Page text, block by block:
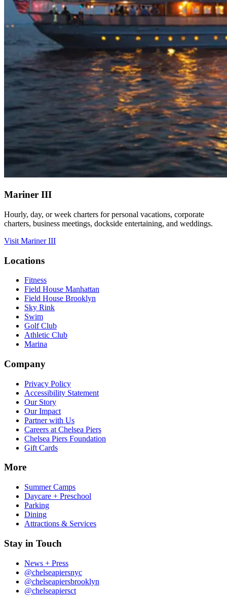
Mariner III​​​​‌ ‍ ​‍​‍‌‍ ‌ ​‍‌‍‍‌‌‍‌ ‌‍‍‌‌‍ ‍​‍​‍​ ‍‍​‍​‍‌ ​ ‌‍​‌‌‍ ‍‌‍‍‌‌ ‌​‌ ‍‌​‍ ‍‌‍‍‌‌‍ ​‍​‍​‍ ​​‍​‍‌‍‍​‌ ​‍‌‍‌‌‌‍‌‍​‍​‍​ ‍‍​‍​‍‌‍‍​‌ ‌​‌ ‌​‌ ​​‌ ​ ​ ‍‍​‍ ​‍ ‌‍​ ‌‍‍​‌‍‌‌‌‍ ​‌ ​ ‌‍‌‌‌‍​‌‌ ​​‌‍‍‌‌‍‌‌‌ ​‍‌ ​ ​‍ ‍‌ ​ ‌‍​‌‌‍ ‍‌‍‍‌‌ ‌​‌ ‍‌​‍ ‍‌ ​ ‌ ‌​‌ ‌‌‌‍‌​‌‍‍‌‌‍ ​‍ ‌‍‍‌‌‍ ‍‌ ‌​‌‍‌‌‌‍ ‍‌ ‌​​‍ ‌‍‌‌‌‍‌​‌‍‍‌‌ ‌​​‍ ‌‍ ‌‌‍ ‌‍‌​‌‍‌‌​ ‌‌ ​​‌ ​‍‌‍‌‌‌ ​ ‌‍‌‌‌‍ ‍‌ ‌​‌‍​‌‌ ‌​‌‍‍‌‌‍ ‌‍ ‍​ ‍ ‌‍‍‌‌‍‌​​ ‌​ ​‍​ ‌‌‌‍​ ‌‍‌‌​ ‌​‌‍​‍‌‍​‍‌‍​‌​‍ ‌​ ‌​​ ​​‌‍​‍​ ‌‍​‍ ‌​ ‌​‌‍‌‍‌‍​‌​ ‍​​‍ ‌‌‍​‌‌‍​‌‌‍‌‌​ ‍‌​‍ ‌​ ‌​​ ‌‌​ ‌ ​ ‌‌​ ‍‌​ ‌‌​ ‍‌‌‍​ ‌‍​‍​ ‌ ‌‍‌​​ ​ ​ ‍ ‌ ‌​‌ ‍‌‌ ​​‌‍‌‌​ ‌‌ ​​‌‍​‌‌‍‌ ‌‍‌‌​ ‍ ‌ ​​‌‍​‌‌ ‌​‌‍‍​​ ‌‌ ​​‌‍​‌‌‍‌ ‌‍‌‌‌​​‍‌ ‌‌‌‍‍‌‌‍ ​‌‍‌​‌‍‌‌‌ ​‍​‍‌‌​ ‌‌‌​​‍‌‌ ‌‍‍ ‌‍‌‌‌ ‍‌​‍‌‌​ ​ ‌​‌​​‍‌‌​ ​ ‌​‌​​‍‌‌​ ​‍​ ​‍​ ‍​​ ​ ‌‍​‍‌‍​‌​ ‍​​ ​ ‌‍‌​​ ‌ ​ ‍​​ ‍​​ ‍​‌‍​‍​‍‌‌​ ​‍​ ​‍​‍‌‌​ ‌‌‌​‌​​‍ ‍‌‍​ ‌‍​‌‌ ​‍‌‍ ‌ ‌‌‌ ​ ‌‍‌‌‌‍ ​‌​‍‌‌ ‌​‌‍‌‌‌‍ ‌‌ ​ ​‍‌‌​ ‌‌‌​​‍‌‌ ‌‍‍ ‌‍‌‌‌ ‍‌​‍‌‌​ ​ ‌​‌​​‍‌‌​ ​ ‌​‌​​‍‌‌​ ​‍​ ​‍‌‍​ ​ ‍‌‌‍‌​​ ‌ ‌‍‌‌​ ​‍​ ​​‌‍​‍​ ‌‍​ ‍​​ ‌​‌‍‌‍​ ​ ​ ‌‌​ ‍‌​ ​‌​ ‌ ​ ​‌​ ​‍‌‍‌‌​ ‌‍‌‍‌‌‌‍​‍​ ‌‍​ ‍‌‌‍​‍​ ‌​‌‍‌​‌‍​ ​ ‍​​ ‌‍​ ‍​​‍‌‌​ ​‍​ ​‍​‍‌‌​ ‌‌‌​‌​​‍ ‍‌‍​ ‌‍​‌‌ ​‍‌‍‌​‌‌‌​‌‍‍‌‌ ‌​‌‍ ​‌‍‌‌​ ‌‍​‍‌‍​‌‌ ​ ‌‍‌‌‌‌‌‌‌ ​‍‌‍ ​​ ‌‌‍‍​‌ ‌​‌ ‌​‌ ​​‌ ​ ​‍‌‌​ ​ ‌​​‌​‍‌‌​ ​‍‌​‌‍​‍‌‌​ ​‍‌​‌‍‌‍​ ‌‍‍​‌‍‌‌‌‍ ​‌ ​ ‌‍‌‌‌‍​‌‌ ​​‌‍‍‌‌‍‌‌‌ ​‍‌ ​ ​‍ ‍‌ ​ ‌‍​‌‌‍ ‍‌‍‍‌‌ ‌​‌ ‍‌​‍ ‍‌ ​ ‌ ‌​‌ ‌‌‌‍‌​‌‍‍‌‌‍ ​‍‌‍‌‍‍‌‌‍‌​​ ‌​ ​‍​ ‌‌‌‍​ ‌‍‌‌​ ‌​‌‍​‍‌‍​‍‌‍​‌​‍ ‌​ ‌​​ ​​‌‍​‍​ ‌‍​‍ ‌​ ‌​‌‍‌‍‌‍​‌​ ‍​​‍ ‌‌‍​‌‌‍​‌‌‍‌‌​ ‍‌​‍ ‌​ ‌​​ ‌‌​ ‌ ​ ‌‌​ ‍‌​ ‌‌​ ‍‌‌‍​ ‌‍​‍​ ‌ ‌‍‌​​ ​ ​‍‌‍‌ ‌​‌ ‍‌‌ ​​‌‍‌‌​ ‌‌ ​​‌‍​‌‌‍‌ ‌‍‌‌​‍‌‍‌ ​​‌‍​‌‌ ‌​‌‍‍​​ ‌‌ ​​‌‍​‌‌‍‌ ‌‍‌‌‌​​‍‌ ‌‌‌‍‍‌‌‍ ​‌‍‌​‌‍‌‌‌ ​‍​‍‌‌​ ‌‌‌​​‍‌‌ ‌‍‍ ‌‍‌‌‌ ‍‌​‍‌‌​ ​ ‌​‌​​‍‌‌​ ​ ‌​‌​​‍‌‌​ ​‍​ ​‍​ ‍​​ ​ ‌‍​‍‌‍​‌​ ‍​​ ​ ‌‍‌​​ ‌ ​ ‍​​ ‍​​ ‍​‌‍​‍​‍‌‌​ ​‍​ ​‍​‍‌‌​ ‌‌‌​‌​​‍ ‍‌‍​ ‌‍​‌‌ ​‍‌‍ ‌ ‌‌‌ ​ ‌‍‌‌‌‍ ​‌​‍‌‌ ‌​‌‍‌‌‌‍ ‌‌ ​ ​‍‌‌​ ‌‌‌​​‍‌‌ ‌‍‍ ‌‍‌‌‌ ‍‌​‍‌‌​ ​ ‌​‌​​‍‌‌​ ​ ‌​‌​​‍‌‌​ ​‍​ ​‍‌‍​ ​ ‍‌‌‍‌​​ ‌ ‌‍‌‌​ ​‍​ ​​‌‍​‍​ ‌‍​ ‍​​ ‌​‌‍‌‍​ ​ ​ ‌‌​ ‍‌​ ​‌​ ‌ ​ ​‌​ ​‍‌‍‌‌​ ‌‍‌‍‌‌‌‍​‍​ ‌‍​ ‍‌‌‍​‍​ ‌​‌‍‌​‌‍​ ​ ‍​​ ‌‍​ ‍​​‍‌‌​ ​‍​ ​‍​‍‌‌​ ‌‌‌​‌​​‍ ‍‌‍​ ‌‍​‌‌ ​‍‌‍‌​‌‌‌​‌‍‍‌‌ ‌​‌‍ ​‌‍‌‌​‍‌‍‌ ​​‌‍‌‌‌ ​‍‌ ​ ‌ ​​‌‍‌‌‌‍​ ‌ ‌​‌‍‍‌‌ ‌‍‌‍‌‌​ ‌‌ ​​‌ ‌‌‌‍​‍‌‍ ​‌‍‍‌‌ ​ ‌‍‍​‌‍‌‌‌‍‌​​‍​‍‌ ‌
Hourly, day, or week charters for personal vacations, corporate
charters, business meetings, dockside entertaining, and weddings.​​​​‌ ‍ ​‍​‍‌‍ ‌ ​‍‌‍‍‌‌‍‌ ‌‍‍‌‌‍ ‍​‍​‍​ ‍‍​‍​‍‌ ​ ‌‍​‌‌‍ ‍‌‍‍‌‌ ‌​‌ ‍‌​‍ ‍‌‍‍‌‌‍ ​‍​‍​‍ ​​‍​‍‌‍‍​‌ ​‍‌‍‌‌‌‍‌‍​‍​‍​ ‍‍​‍​‍‌‍‍​‌ ‌​‌ ‌​‌ ​​‌ ​ ​ ‍‍​‍ ​‍ ‌‍​ ‌‍‍​‌‍‌‌‌‍ ​‌ ​ ‌‍‌‌‌‍​‌‌ ​​‌‍‍‌‌‍‌‌‌ ​‍‌ ​ ​‍ ‍‌ ​ ‌‍​‌‌‍ ‍‌‍‍‌‌ ‌​‌ ‍‌​‍ ‍‌ ​ ‌ ‌​‌ ‌‌‌‍‌​‌‍‍‌‌‍ ​‍ ‌‍‍‌‌‍ ‍‌ ‌​‌‍‌‌‌‍ ‍‌ ‌​​‍ ‌‍‌‌‌‍‌​‌‍‍‌‌ ‌​​‍ ‌‍ ‌‌‍ ‌‍‌​‌‍‌‌​ ‌‌ ​​‌ ​‍‌‍‌‌‌ ​ ‌‍‌‌‌‍ ‍‌ ‌​‌‍​‌‌ ‌​‌‍‍‌‌‍ ‌‍ ‍​ ‍ ‌‍‍‌‌‍‌​​ ‌​ ​‍​ ‌‌‌‍​ ‌‍‌‌​ ‌​‌‍​‍‌‍​‍‌‍​‌​‍ ‌​ ‌​​ ​​‌‍​‍​ ‌‍​‍ ‌​ ‌​‌‍‌‍‌‍​‌​ ‍​​‍ ‌‌‍​‌‌‍​‌‌‍‌‌​ ‍‌​‍ ‌​ ‌​​ ‌‌​ ‌ ​ ‌‌​ ‍‌​ ‌‌​ ‍‌‌‍​ ‌‍​‍​ ‌ ‌‍‌​​ ​ ​ ‍ ‌ ‌​‌ ‍‌‌ ​​‌‍‌‌​ ‌‌ ​​‌‍​‌‌‍‌ ‌‍‌‌​ ‍ ‌ ​​‌‍​‌‌ ‌​‌‍‍​​ ‌‌ ​​‌‍​‌‌‍‌ ‌‍‌‌‌​​‍‌ ‌‌‌‍‍‌‌‍ ​‌‍‌​‌‍‌‌‌ ​‍​‍‌‌​ ‌‌‌​​‍‌‌ ‌‍‍ ‌‍‌‌‌ ‍‌​‍‌‌​ ​ ‌​‌​​‍‌‌​ ​ ‌​‌​​‍‌‌​ ​‍​ ​‍​ ‍​​ ​ ‌‍​‍‌‍​‌​ ‍​​ ​ ‌‍‌​​ ‌ ​ ‍​​ ‍​​ ‍​‌‍​‍​‍‌‌​ ​‍​ ​‍​‍‌‌​ ‌‌‌​‌​​‍ ‍‌‍​ ‌‍​‌‌ ​‍‌‍ ‌ ‌‌‌ ​ ‌‍‌‌‌‍ ​‌​‍‌‌ ‌​‌‍‌‌‌‍ ‌‌ ​ ​‍‌‌​ ‌‌‌​​‍‌‌ ‌‍‍ ‌‍‌‌‌ ‍‌​‍‌‌​ ​ ‌​‌​​‍‌‌​ ​ ‌​‌​​‍‌‌​ ​‍​ ​‍‌‍​ ​ ‍‌‌‍‌​​ ‌ ‌‍‌‌​ ​‍​ ​​‌‍​‍​ ‌‍​ ‍​​ ‌​‌‍‌‍​ ​ ​ ‌‌​ ‍‌​ ​‌​ ‌ ​ ​‌​ ​‍‌‍‌‌​ ‌‍‌‍‌‌‌‍​‍​ ‌‍​ ‍‌‌‍​‍​ ‌​‌‍‌​‌‍​ ​ ‍​​ ‌‍​ ‍​​‍‌‌​ ​‍​ ​‍​‍‌‌​ ‌‌‌​‌​​‍ ‍‌‍​ ‌‍​‌‌ ​‍‌‍‌​‌​‌​‌‍‌‌‌ ​ ‌‍​ ‌ ​‍‌‍‍‌‌ ​​‌ ‌​‌‍‍‌‌‍ ‌‍ ‍​ ‌‍​‍‌‍​‌‌ ​ ‌‍‌‌‌‌‌‌‌ ​‍‌‍ ​​ ‌‌‍‍​‌ ‌​‌ ‌​‌ ​​‌ ​ ​‍‌‌​ ​ ‌​​‌​‍‌‌​ ​‍‌​‌‍​‍‌‌​ ​‍‌​‌‍‌‍​ ‌‍‍​‌‍‌‌‌‍ ​‌ ​ ‌‍‌‌‌‍​‌‌ ​​‌‍‍‌‌‍‌‌‌ ​‍‌ ​ ​‍ ‍‌ ​ ‌‍​‌‌‍ ‍‌‍‍‌‌ ‌​‌ ‍‌​‍ ‍‌ ​ ‌ ‌​‌ ‌‌‌‍‌​‌‍‍‌‌‍ ​‍‌‍‌‍‍‌‌‍‌​​ ‌​ ​‍​ ‌‌‌‍​ ‌‍‌‌​ ‌​‌‍​‍‌‍​‍‌‍​‌​‍ ‌​ ‌​​ ​​‌‍​‍​ ‌‍​‍ ‌​ ‌​‌‍‌‍‌‍​‌​ ‍​​‍ ‌‌‍​‌‌‍​‌‌‍‌‌​ ‍‌​‍ ‌​ ‌​​ ‌‌​ ‌ ​ ‌‌​ ‍‌​ ‌‌​ ‍‌‌‍​ ‌‍​‍​ ‌ ‌‍‌​​ ​ ​‍‌‍‌ ‌​‌ ‍‌‌ ​​‌‍‌‌​ ‌‌ ​​‌‍​‌‌‍‌ ‌‍‌‌​‍‌‍‌ ​​‌‍​‌‌ ‌​‌‍‍​​ ‌‌ ​​‌‍​‌‌‍‌ ‌‍‌‌‌​​‍‌ ‌‌‌‍‍‌‌‍ ​‌‍‌​‌‍‌‌‌ ​‍​‍‌‌​ ‌‌‌​​‍‌‌ ‌‍‍ ‌‍‌‌‌ ‍‌​‍‌‌​ ​ ‌​‌​​‍‌‌​ ​ ‌​‌​​‍‌‌​ ​‍​ ​‍​ ‍​​ ​ ‌‍​‍‌‍​‌​ ‍​​ ​ ‌‍‌​​ ‌ ​ ‍​​ ‍​​ ‍​‌‍​‍​‍‌‌​ ​‍​ ​‍​‍‌‌​ ‌‌‌​‌​​‍ ‍‌‍​ ‌‍​‌‌ ​‍‌‍ ‌ ‌‌‌ ​ ‌‍‌‌‌‍ ​‌​‍‌‌ ‌​‌‍‌‌‌‍ ‌‌ ​ ​‍‌‌​ ‌‌‌​​‍‌‌ ‌‍‍ ‌‍‌‌‌ ‍‌​‍‌‌​ ​ ‌​‌​​‍‌‌​ ​ ‌​‌​​‍‌‌​ ​‍​ ​‍‌‍​ ​ ‍‌‌‍‌​​ ‌ ‌‍‌‌​ ​‍​ ​​‌‍​‍​ ‌‍​ ‍​​ ‌​‌‍‌‍​ ​ ​ ‌‌​ ‍‌​ ​‌​ ‌ ​ ​‌​ ​‍‌‍‌‌​ ‌‍‌‍‌‌‌‍​‍​ ‌‍​ ‍‌‌‍​‍​ ‌​‌‍‌​‌‍​ ​ ‍​​ ‌‍​ ‍​​‍‌‌​ ​‍​ ​‍​‍‌‌​ ‌‌‌​‌​​‍ ‍‌‍​ ‌‍​‌‌ ​‍‌‍‌​‌​‌​‌‍‌‌‌ ​ ‌‍​ ‌ ​‍‌‍‍‌‌ ​​‌ ‌​‌‍‍‌‌‍ ‌‍ ‍​‍‌‍‌ ​​‌‍‌‌‌ ​‍‌ ​ ‌ ​​‌‍‌‌‌‍​ ‌ ‌​‌‍‍‌‌ ‌‍‌‍‌‌​ ‌‌ ​​‌ ‌‌‌‍​‍‌‍ ​‌‍‍‌‌ ​ ‌‍‍​‌‍‌‌‌‍‌​​‍​‍‌ ‌
Visit Mariner III​​​​‌ ‍ ​‍​‍‌‍ ‌ ​‍‌‍‍‌‌‍‌ ‌‍‍‌‌‍ ‍​‍​‍​ ‍‍​‍​‍‌ ​ ‌‍​‌‌‍ ‍‌‍‍‌‌ ‌​‌ ‍‌​‍ ‍‌‍‍‌‌‍ ​‍​‍​‍ ​​‍​‍‌‍‍​‌ ​‍‌‍‌‌‌‍‌‍​‍​‍​ ‍‍​‍​‍‌‍‍​‌ ‌​‌ ‌​‌ ​​‌ ​ ​ ‍‍​‍ ​‍ ‌‍​ ‌‍‍​‌‍‌‌‌‍ ​‌ ​ ‌‍‌‌‌‍​‌‌ ​​‌‍‍‌‌‍‌‌‌ ​‍‌ ​ ​‍ ‍‌ ​ ‌‍​‌‌‍ ‍‌‍‍‌‌ ‌​‌ ‍‌​‍ ‍‌ ​ ‌ ‌​‌ ‌‌‌‍‌​‌‍‍‌‌‍ ​‍ ‌‍‍‌‌‍ ‍‌ ‌​‌‍‌‌‌‍ ‍‌ ‌​​‍ ‌‍‌‌‌‍‌​‌‍‍‌‌ ‌​​‍ ‌‍ ‌‌‍ ‌‍‌​‌‍‌‌​ ‌‌ ​​‌ ​‍‌‍‌‌‌ ​ ‌‍‌‌‌‍ ‍‌ ‌​‌‍​‌‌ ‌​‌‍‍‌‌‍ ‌‍ ‍​ ‍ ‌‍‍‌‌‍‌​​ ‌​ ​‍​ ‌‌‌‍​ ‌‍‌‌​ ‌​‌‍​‍‌‍​‍‌‍​‌​‍ ‌​ ‌​​ ​​‌‍​‍​ ‌‍​‍ ‌​ ‌​‌‍‌‍‌‍​‌​ ‍​​‍ ‌‌‍​‌‌‍​‌‌‍‌‌​ ‍‌​‍ ‌​ ‌​​ ‌‌​ ‌ ​ ‌‌​ ‍‌​ ‌‌​ ‍‌‌‍​ ‌‍​‍​ ‌ ‌‍‌​​ ​ ​ ‍ ‌ ‌​‌ ‍‌‌ ​​‌‍‌‌​ ‌‌ ​​‌‍​‌‌‍‌ ‌‍‌‌​ ‍ ‌ ​​‌‍​‌‌ ‌​‌‍‍​​ ‌‌ ​​‌‍​‌‌‍‌ ‌‍‌‌‌​​‍‌ ‌‌‌‍‍‌‌‍ ​‌‍‌​‌‍‌‌‌ ​‍​‍‌‌​ ‌‌‌​​‍‌‌ ‌‍‍ ‌‍‌‌‌ ‍‌​‍‌‌​ ​ ‌​‌​​‍‌‌​ ​ ‌​‌​​‍‌‌​ ​‍​ ​‍​ ‍​​ ​ ‌‍​‍‌‍​‌​ ‍​​ ​ ‌‍‌​​ ‌ ​ ‍​​ ‍​​ ‍​‌‍​‍​‍‌‌​ ​‍​ ​‍​‍‌‌​ ‌‌‌​‌​​‍ ‍‌‍​ ‌‍​‌‌ ​‍‌‍ ‌ ‌‌‌ ​ ‌‍‌‌‌‍ ​‌​‍‌‌ ‌​‌‍‌‌‌‍ ‌‌ ​ ​‍‌‌​ ‌‌‌​​‍‌‌ ‌‍‍ ‌‍‌‌‌ ‍‌​‍‌‌​ ​ ‌​‌​​‍‌‌​ ​ ‌​‌​​‍‌‌​ ​‍​ ​‍‌‍​ ​ ‍‌‌‍‌​​ ‌ ‌‍‌‌​ ​‍​ ​​‌‍​‍​ ‌‍​ ‍​​ ‌​‌‍‌‍​ ​ ​ ‌‌​ ‍‌​ ​‌​ ‌ ​ ​‌​ ​‍‌‍‌‌​ ‌‍‌‍‌‌‌‍​‍​ ‌‍​ ‍‌‌‍​‍​ ‌​‌‍‌​‌‍​ ​ ‍​​ ‌‍​ ‍​​‍‌‌​ ​‍​ ​‍​‍‌‌​ ‌‌‌​‌​​‍ ‍‌‍​‍‌ ‌‌‌ ‌​‌ ‌​‌‍ ‌‍ ‍‌ ​ ​‍‌‌​ ‌‌‌​​‍‌‌ ‌‍‍ ‌‍‌‌‌ ‍‌​‍‌‌​ ​ ‌​‌​​‍‌‌​ ​ ‌​‌​​‍‌‌​ ​‍​ ​‍‌‍​‍‌‍‌‍​ ‍​‌‍​ ​ ​ ​ ‌​‌‍​‌​ ​ ‌‍​‍​ ​‌​ ‌ ​ ‌‍​‍‌‌​ ​‍​ ​‍​‍‌‌​ ‌‌‌​‌​​‍ ‍‌ ‌​‌‍‌‌‌ ‍​‌ ‌​​ ‌‍​‍‌‍​‌‌ ​ ‌‍‌‌‌‌‌‌‌ ​‍‌‍ ​​ ‌‌‍‍​‌ ‌​‌ ‌​‌ ​​‌ ​ ​‍‌‌​ ​ ‌​​‌​‍‌‌​ ​‍‌​‌‍​‍‌‌​ ​‍‌​‌‍‌‍​ ‌‍‍​‌‍‌‌‌‍ ​‌ ​ ‌‍‌‌‌‍​‌‌ ​​‌‍‍‌‌‍‌‌‌ ​‍‌ ​ ​‍ ‍‌ ​ ‌‍​‌‌‍ ‍‌‍‍‌‌ ‌​‌ ‍‌​‍ ‍‌ ​ ‌ ‌​‌ ‌‌‌‍‌​‌‍‍‌‌‍ ​‍‌‍‌‍‍‌‌‍‌​​ ‌​ ​‍​ ‌‌‌‍​ ‌‍‌‌​ ‌​‌‍​‍‌‍​‍‌‍​‌​‍ ‌​ ‌​​ ​​‌‍​‍​ ‌‍​‍ ‌​ ‌​‌‍‌‍‌‍​‌​ ‍​​‍ ‌‌‍​‌‌‍​‌‌‍‌‌​ ‍‌​‍ ‌​ ‌​​ ‌‌​ ‌ ​ ‌‌​ ‍‌​ ‌‌​ ‍‌‌‍​ ‌‍​‍​ ‌ ‌‍‌​​ ​ ​‍‌‍‌ ‌​‌ ‍‌‌ ​​‌‍‌‌​ ‌‌ ​​‌‍​‌‌‍‌ ‌‍‌‌​‍‌‍‌ ​​‌‍​‌‌ ‌​‌‍‍​​ ‌‌ ​​‌‍​‌‌‍‌ ‌‍‌‌‌​​‍‌ ‌‌‌‍‍‌‌‍ ​‌‍‌​‌‍‌‌‌ ​‍​‍‌‌​ ‌‌‌​​‍‌‌ ‌‍‍ ‌‍‌‌‌ ‍‌​‍‌‌​ ​ ‌​‌​​‍‌‌​ ​ ‌​‌​​‍‌‌​ ​‍​ ​‍​ ‍​​ ​ ‌‍​‍‌‍​‌​ ‍​​ ​ ‌‍‌​​ ‌ ​ ‍​​ ‍​​ ‍​‌‍​‍​‍‌‌​ ​‍​ ​‍​‍‌‌​ ‌‌‌​‌​​‍ ‍‌‍​ ‌‍​‌‌ ​‍‌‍ ‌ ‌‌‌ ​ ‌‍‌‌‌‍ ​‌​‍‌‌ ‌​‌‍‌‌‌‍ ‌‌ ​ ​‍‌‌​ ‌‌‌​​‍‌‌ ‌‍‍ ‌‍‌‌‌ ‍‌​‍‌‌​ ​ ‌​‌​​‍‌‌​ ​ ‌​‌​​‍‌‌​ ​‍​ ​‍‌‍​ ​ ‍‌‌‍‌​​ ‌ ‌‍‌‌​ ​‍​ ​​‌‍​‍​ ‌‍​ ‍​​ ‌​‌‍‌‍​ ​ ​ ‌‌​ ‍‌​ ​‌​ ‌ ​ ​‌​ ​‍‌‍‌‌​ ‌‍‌‍‌‌‌‍​‍​ ‌‍​ ‍‌‌‍​‍​ ‌​‌‍‌​‌‍​ ​ ‍​​ ‌‍​ ‍​​‍‌‌​ ​‍​ ​‍​‍‌‌​ ‌‌‌​‌​​‍ ‍‌‍​‍‌ ‌‌‌ ‌​‌ ‌​‌‍ ‌‍ ‍‌ ​ ​‍‌‌​ ‌‌‌​​‍‌‌ ‌‍‍ ‌‍‌‌‌ ‍‌​‍‌‌​ ​ ‌​‌​​‍‌‌​ ​ ‌​‌​​‍‌‌​ ​‍​ ​‍‌‍​‍‌‍‌‍​ ‍​‌‍​ ​ ​ ​ ‌​‌‍​‌​ ​ ‌‍​‍​ ​‌​ ‌ ​ ‌‍​‍‌‌​ ​‍​ ​‍​‍‌‌​ ‌‌‌​‌​​‍ ‍‌ ‌​‌‍‌‌‌ ‍​‌ ‌​​‍‌‍‌ ​​‌‍‌‌‌ ​‍‌ ​ ‌ ​​‌‍‌‌‌‍​ ‌ ‌​‌‍‍‌‌ ‌‍‌‍‌‌​ ‌‌ ​​‌ ‌‌‌‍​‍‌‍ ​‌‍‍‌‌ ​ ‌‍‍​‌‍‌‌‌‍‌​​‍​‍‌ ‌
Locations​​​​‌ ‍ ​‍​‍‌‍ ‌ ​‍‌‍‍‌‌‍‌ ‌‍‍‌‌‍ ‍​‍​‍​ ‍‍​‍​‍‌ ​ ‌‍​‌‌‍ ‍‌‍‍‌‌ ‌​‌ ‍‌​‍ ‍‌‍‍‌‌‍ ​‍​‍​‍ ​​‍​‍‌‍‍​‌ ​‍‌‍‌‌‌‍‌‍​‍​‍​ ‍‍​‍​‍‌‍‍​‌ ‌​‌ ‌​‌ ​​‌ ​ ​ ‍‍​‍ ​‍ ‌‍​ ‌‍‍​‌‍‌‌‌‍ ​‌ ​ ‌‍‌‌‌‍​‌‌ ​​‌‍‍‌‌‍‌‌‌ ​‍‌ ​ ​‍ ‍‌ ​ ‌‍​‌‌‍ ‍‌‍‍‌‌ ‌​‌ ‍‌​‍ ‍‌ ​ ‌ ‌​‌ ‌‌‌‍‌​‌‍‍‌‌‍ ​‍ ‌‍‍‌‌‍ ‍‌ ‌​‌‍‌‌‌‍ ‍‌ ‌​​‍ ‌‍‌‌‌‍‌​‌‍‍‌‌ ‌​​‍ ‌‍ ‌‌‍ ‌‍‌​‌‍‌‌​ ‌‌ ​​‌ ​‍‌‍‌‌‌ ​ ‌‍‌‌‌‍ ‍‌ ‌​‌‍​‌‌ ‌​‌‍‍‌‌‍ ‌‍ ‍​ ‍ ‌‍‍‌‌‍‌​​ ‌‌‍‌‍‌‍ ‌‍ ‌ ‌​‌‍‌‌‌ ​‍​ ‍ ‌ ‌​‌ ‍‌‌ ​​‌‍‌‌​ ‌‌‍‌‍‌‍ ‌‍ ‌ ‌​‌‍‌‌‌ ​‍​ ‍ ‌ ​​‌‍​‌‌ ‌​‌‍‍​​ ‌‌‍​ ‌‍ ‌‍ ​‌ ‌‌‌‍ ‌‌‍ ‍‌ ​ ​‍‌‌​ ‌‌‌​​‍‌‌ ‌‍‍ ‌‍‌‌‌ ‍‌​‍‌‌​ ​ ‌​‌​​‍‌‌​ ​ ‌​‌​​‍‌‌​ ​‍​ ​‍‌‍‌‌‌‍​‍​ ​‍​ ‍​‌‍​ ​ ‌‌‌‍​ ‌‍​ ‌‍‌‌‌‍​‍‌‍​‌​ ​‌​‍‌‌​ ​‍​ ​‍​‍‌‌​ ‌‌‌​‌​​‍ ‍‌ ‌​‌‍‍‌‌ ‌​‌‍ ​‌‍‌‌​ ‌‍​‍‌‍​‌‌ ​ ‌‍‌‌‌‌‌‌‌ ​‍‌‍ ​​ ‌‌‍‍​‌ ‌​‌ ‌​‌ ​​‌ ​ ​‍‌‌​ ​ ‌​​‌​‍‌‌​ ​‍‌​‌‍​‍‌‌​ ​‍‌​‌‍‌‍​ ‌‍‍​‌‍‌‌‌‍ ​‌ ​ ‌‍‌‌‌‍​‌‌ ​​‌‍‍‌‌‍‌‌‌ ​‍‌ ​ ​‍ ‍‌ ​ ‌‍​‌‌‍ ‍‌‍‍‌‌ ‌​‌ ‍‌​‍ ‍‌ ​ ‌ ‌​‌ ‌‌‌‍‌​‌‍‍‌‌‍ ​‍‌‍‌‍‍‌‌‍‌​​ ‌‌‍‌‍‌‍ ‌‍ ‌ ‌​‌‍‌‌‌ ​‍​‍‌‍‌ ‌​‌ ‍‌‌ ​​‌‍‌‌​ ‌‌‍‌‍‌‍ ‌‍ ‌ ‌​‌‍‌‌‌ ​‍​‍‌‍‌ ​​‌‍​‌‌ ‌​‌‍‍​​ ‌‌‍​ ‌‍ ‌‍ ​‌ ‌‌‌‍ ‌‌‍ ‍‌ ​ ​‍‌‌​ ‌‌‌​​‍‌‌ ‌‍‍ ‌‍‌‌‌ ‍‌​‍‌‌​ ​ ‌​‌​​‍‌‌​ ​ ‌​‌​​‍‌‌​ ​‍​ ​‍‌‍‌‌‌‍​‍​ ​‍​ ‍​‌‍​ ​ ‌‌‌‍​ ‌‍​ ‌‍‌‌‌‍​‍‌‍​‌​ ​‌​‍‌‌​ ​‍​ ​‍​‍‌‌​ ‌‌‌​‌​​‍ ‍‌ ‌​‌‍‍‌‌ ‌​‌‍ ​‌‍‌‌​‍‌‍‌ ​​‌‍‌‌‌ ​‍‌ ​ ‌ ​​‌‍‌‌‌‍​ ‌ ‌​‌‍‍‌‌ ‌‍‌‍‌‌​ ‌‌ ​​‌ ‌‌‌‍​‍‌‍ ​‌‍‍‌‌ ​ ‌‍‍​‌‍‌‌‌‍‌​​‍​‍‌ ‌
Fitness​​​​‌ ‍ ​‍​‍‌‍ ‌ ​‍‌‍‍‌‌‍‌ ‌‍‍‌‌‍ ‍​‍​‍​ ‍‍​‍​‍‌ ​ ‌‍​‌‌‍ ‍‌‍‍‌‌ ‌​‌ ‍‌​‍ ‍‌‍‍‌‌‍ ​‍​‍​‍ ​​‍​‍‌‍‍​‌ ​‍‌‍‌‌‌‍‌‍​‍​‍​ ‍‍​‍​‍‌‍‍​‌ ‌​‌ ‌​‌ ​​‌ ​ ​ ‍‍​‍ ​‍ ‌‍​ ‌‍‍​‌‍‌‌‌‍ ​‌ ​ ‌‍‌‌‌‍​‌‌ ​​‌‍‍‌‌‍‌‌‌ ​‍‌ ​ ​‍ ‍‌ ​ ‌‍​‌‌‍ ‍‌‍‍‌‌ ‌​‌ ‍‌​‍ ‍‌ ​ ‌ ‌​‌ ‌‌‌‍‌​‌‍‍‌‌‍ ​‍ ‌‍‍‌‌‍ ‍‌ ‌​‌‍‌‌‌‍ ‍‌ ‌​​‍ ‌‍‌‌‌‍‌​‌‍‍‌‌ ‌​​‍ ‌‍ ‌‌‍ ‌‍‌​‌‍‌‌​ ‌‌ ​​‌ ​‍‌‍‌‌‌ ​ ‌‍‌‌‌‍ ‍‌ ‌​‌‍​‌‌ ‌​‌‍‍‌‌‍ ‌‍ ‍​ ‍ ‌‍‍‌‌‍‌​​ ‌‌‍‌‍‌‍ ‌‍ ‌ ‌​‌‍‌‌‌ ​‍​ ‍ ‌ ‌​‌ ‍‌‌ ​​‌‍‌‌​ ‌‌‍‌‍‌‍ ‌‍ ‌ ‌​‌‍‌‌‌ ​‍​ ‍ ‌ ​​‌‍​‌‌ ‌​‌‍‍​​ ‌‌‍​ ‌‍ ‌‍ ​‌ ‌‌‌‍ ‌‌‍ ‍‌ ​ ​‍‌‌​ ‌‌‌​​‍‌‌ ‌‍‍ ‌‍‌‌‌ ‍‌​‍‌‌​ ​ ‌​‌​​‍‌‌​ ​ ‌​‌​​‍‌‌​ ​‍​ ​‍‌‍‌‌‌‍​‍​ ​‍​ ‍​‌‍​ ​ ‌‌‌‍​ ‌‍​ ‌‍‌‌‌‍​‍‌‍​‌​ ​‌​‍‌‌​ ​‍​ ​‍​‍‌‌​ ‌‌‌​‌​​‍ ‍‌‍ ​‌‍‍‌‌‍ ‍‌‍‍ ‌ ​ ​‍‌‌​ ‌‌‌​​‍‌‌ ‌‍‍ ‌‍‌‌‌ ‍‌​‍‌‌​ ​ ‌​‌​​‍‌‌​ ​ ‌​‌​​‍‌‌​ ​‍​ ​‍​ ​‍​ ​ ​ ​ ‌‍​ ‌‍‌‌​ ‍​​ ‌‍​ ​‌​ ‌​‌‍​‌‌‍​ ​ ‍‌​‍‌‌​ ​‍​ ​‍​‍‌‌​ ‌‌‌​‌​​‍ ‍‌‍ ‍‌‍​‌‌‍ ‌‌‍‌‌​ ‌‍​‍‌‍​‌‌ ​ ‌‍‌‌‌‌‌‌‌ ​‍‌‍ ​​ ‌‌‍‍​‌ ‌​‌ ‌​‌ ​​‌ ​ ​‍‌‌​ ​ ‌​​‌​‍‌‌​ ​‍‌​‌‍​‍‌‌​ ​‍‌​‌‍‌‍​ ‌‍‍​‌‍‌‌‌‍ ​‌ ​ ‌‍‌‌‌‍​‌‌ ​​‌‍‍‌‌‍‌‌‌ ​‍‌ ​ ​‍ ‍‌ ​ ‌‍​‌‌‍ ‍‌‍‍‌‌ ‌​‌ ‍‌​‍ ‍‌ ​ ‌ ‌​‌ ‌‌‌‍‌​‌‍‍‌‌‍ ​‍‌‍‌‍‍‌‌‍‌​​ ‌‌‍‌‍‌‍ ‌‍ ‌ ‌​‌‍‌‌‌ ​‍​‍‌‍‌ ‌​‌ ‍‌‌ ​​‌‍‌‌​ ‌‌‍‌‍‌‍ ‌‍ ‌ ‌​‌‍‌‌‌ ​‍​‍‌‍‌ ​​‌‍​‌‌ ‌​‌‍‍​​ ‌‌‍​ ‌‍ ‌‍ ​‌ ‌‌‌‍ ‌‌‍ ‍‌ ​ ​‍‌‌​ ‌‌‌​​‍‌‌ ‌‍‍ ‌‍‌‌‌ ‍‌​‍‌‌​ ​ ‌​‌​​‍‌‌​ ​ ‌​‌​​‍‌‌​ ​‍​ ​‍‌‍‌‌‌‍​‍​ ​‍​ ‍​‌‍​ ​ ‌‌‌‍​ ‌‍​ ‌‍‌‌‌‍​‍‌‍​‌​ ​‌​‍‌‌​ ​‍​ ​‍​‍‌‌​ ‌‌‌​‌​​‍ ‍‌‍ ​‌‍‍‌‌‍ ‍‌‍‍ ‌ ​ ​‍‌‌​ ‌‌‌​​‍‌‌ ‌‍‍ ‌‍‌‌‌ ‍‌​‍‌‌​ ​ ‌​‌​​‍‌‌​ ​ ‌​‌​​‍‌‌​ ​‍​ ​‍​ ​‍​ ​ ​ ​ ‌‍​ ‌‍‌‌​ ‍​​ ‌‍​ ​‌​ ‌​‌‍​‌‌‍​ ​ ‍‌​‍‌‌​ ​‍​ ​‍​‍‌‌​ ‌‌‌​‌​​‍ ‍‌‍ ‍‌‍​‌‌‍ ‌‌‍‌‌​‍‌‍‌ ​​‌‍‌‌‌ ​‍‌ ​ ‌ ​​‌‍‌‌‌‍​ ‌ ‌​‌‍‍‌‌ ‌‍‌‍‌‌​ ‌‌ ​​‌ ‌‌‌‍​‍‌‍ ​‌‍‍‌‌ ​ ‌‍‍​‌‍‌‌‌‍‌​​‍​‍‌ ‌
Field House Manhattan​​​​‌ ‍ ​‍​‍‌‍ ‌ ​‍‌‍‍‌‌‍‌ ‌‍‍‌‌‍ ‍​‍​‍​ ‍‍​‍​‍‌ ​ ‌‍​‌‌‍ ‍‌‍‍‌‌ ‌​‌ ‍‌​‍ ‍‌‍‍‌‌‍ ​‍​‍​‍ ​​‍​‍‌‍‍​‌ ​‍‌‍‌‌‌‍‌‍​‍​‍​ ‍‍​‍​‍‌‍‍​‌ ‌​‌ ‌​‌ ​​‌ ​ ​ ‍‍​‍ ​‍ ‌‍​ ‌‍‍​‌‍‌‌‌‍ ​‌ ​ ‌‍‌‌‌‍​‌‌ ​​‌‍‍‌‌‍‌‌‌ ​‍‌ ​ ​‍ ‍‌ ​ ‌‍​‌‌‍ ‍‌‍‍‌‌ ‌​‌ ‍‌​‍ ‍‌ ​ ‌ ‌​‌ ‌‌‌‍‌​‌‍‍‌‌‍ ​‍ ‌‍‍‌‌‍ ‍‌ ‌​‌‍‌‌‌‍ ‍‌ ‌​​‍ ‌‍‌‌‌‍‌​‌‍‍‌‌ ‌​​‍ ‌‍ ‌‌‍ ‌‍‌​‌‍‌‌​ ‌‌ ​​‌ ​‍‌‍‌‌‌ ​ ‌‍‌‌‌‍ ‍‌ ‌​‌‍​‌‌ ‌​‌‍‍‌‌‍ ‌‍ ‍​ ‍ ‌‍‍‌‌‍‌​​ ‌‌‍‌‍‌‍ ‌‍ ‌ ‌​‌‍‌‌‌ ​‍​ ‍ ‌ ‌​‌ ‍‌‌ ​​‌‍‌‌​ ‌‌‍‌‍‌‍ ‌‍ ‌ ‌​‌‍‌‌‌ ​‍​ ‍ ‌ ​​‌‍​‌‌ ‌​‌‍‍​​ ‌‌‍​ ‌‍ ‌‍ ​‌ ‌‌‌‍ ‌‌‍ ‍‌ ​ ​‍‌‌​ ‌‌‌​​‍‌‌ ‌‍‍ ‌‍‌‌‌ ‍‌​‍‌‌​ ​ ‌​‌​​‍‌‌​ ​ ‌​‌​​‍‌‌​ ​‍​ ​‍‌‍‌‌‌‍​‍​ ​‍​ ‍​‌‍​ ​ ‌‌‌‍​ ‌‍​ ‌‍‌‌‌‍​‍‌‍​‌​ ​‌​‍‌‌​ ​‍​ ​‍​‍‌‌​ ‌‌‌​‌​​‍ ‍‌‍ ​‌‍‍‌‌‍ ‍‌‍‍ ‌ ​ ​‍‌‌​ ‌‌‌​​‍‌‌ ‌‍‍ ‌‍‌‌‌ ‍‌​‍‌‌​ ​ ‌​‌​​‍‌‌​ ​ ‌​‌​​‍‌‌​ ​‍​ ​‍​ ​‌​ ​ ​ ​‌‌‍​‍​ ​​​ ​‌‌‍​‌​ ‌ ​ ​‍​ ​‍​ ‌‍​ ‌​​‍‌‌​ ​‍​ ​‍​‍‌‌​ ‌‌‌​‌​​‍ ‍‌‍ ‍‌‍​‌‌‍ ‌‌‍‌‌​ ‌‍​‍‌‍​‌‌ ​ ‌‍‌‌‌‌‌‌‌ ​‍‌‍ ​​ ‌‌‍‍​‌ ‌​‌ ‌​‌ ​​‌ ​ ​‍‌‌​ ​ ‌​​‌​‍‌‌​ ​‍‌​‌‍​‍‌‌​ ​‍‌​‌‍‌‍​ ‌‍‍​‌‍‌‌‌‍ ​‌ ​ ‌‍‌‌‌‍​‌‌ ​​‌‍‍‌‌‍‌‌‌ ​‍‌ ​ ​‍ ‍‌ ​ ‌‍​‌‌‍ ‍‌‍‍‌‌ ‌​‌ ‍‌​‍ ‍‌ ​ ‌ ‌​‌ ‌‌‌‍‌​‌‍‍‌‌‍ ​‍‌‍‌‍‍‌‌‍‌​​ ‌‌‍‌‍‌‍ ‌‍ ‌ ‌​‌‍‌‌‌ ​‍​‍‌‍‌ ‌​‌ ‍‌‌ ​​‌‍‌‌​ ‌‌‍‌‍‌‍ ‌‍ ‌ ‌​‌‍‌‌‌ ​‍​‍‌‍‌ ​​‌‍​‌‌ ‌​‌‍‍​​ ‌‌‍​ ‌‍ ‌‍ ​‌ ‌‌‌‍ ‌‌‍ ‍‌ ​ ​‍‌‌​ ‌‌‌​​‍‌‌ ‌‍‍ ‌‍‌‌‌ ‍‌​‍‌‌​ ​ ‌​‌​​‍‌‌​ ​ ‌​‌​​‍‌‌​ ​‍​ ​‍‌‍‌‌‌‍​‍​ ​‍​ ‍​‌‍​ ​ ‌‌‌‍​ ‌‍​ ‌‍‌‌‌‍​‍‌‍​‌​ ​‌​‍‌‌​ ​‍​ ​‍​‍‌‌​ ‌‌‌​‌​​‍ ‍‌‍ ​‌‍‍‌‌‍ ‍‌‍‍ ‌ ​ ​‍‌‌​ ‌‌‌​​‍‌‌ ‌‍‍ ‌‍‌‌‌ ‍‌​‍‌‌​ ​ ‌​‌​​‍‌‌​ ​ ‌​‌​​‍‌‌​ ​‍​ ​‍​ ​‌​ ​ ​ ​‌‌‍​‍​ ​​​ ​‌‌‍​‌​ ‌ ​ ​‍​ ​‍​ ‌‍​ ‌​​‍‌‌​ ​‍​ ​‍​‍‌‌​ ‌‌‌​‌​​‍ ‍‌‍ ‍‌‍​‌‌‍ ‌‌‍‌‌​‍‌‍‌ ​​‌‍‌‌‌ ​‍‌ ​ ‌ ​​‌‍‌‌‌‍​ ‌ ‌​‌‍‍‌‌ ‌‍‌‍‌‌​ ‌‌ ​​‌ ‌‌‌‍​‍‌‍ ​‌‍‍‌‌ ​ ‌‍‍​‌‍‌‌‌‍‌​​‍​‍‌ ‌
Field House Brooklyn​​​​‌ ‍ ​‍​‍‌‍ ‌ ​‍‌‍‍‌‌‍‌ ‌‍‍‌‌‍ ‍​‍​‍​ ‍‍​‍​‍‌ ​ ‌‍​‌‌‍ ‍‌‍‍‌‌ ‌​‌ ‍‌​‍ ‍‌‍‍‌‌‍ ​‍​‍​‍ ​​‍​‍‌‍‍​‌ ​‍‌‍‌‌‌‍‌‍​‍​‍​ ‍‍​‍​‍‌‍‍​‌ ‌​‌ ‌​‌ ​​‌ ​ ​ ‍‍​‍ ​‍ ‌‍​ ‌‍‍​‌‍‌‌‌‍ ​‌ ​ ‌‍‌‌‌‍​‌‌ ​​‌‍‍‌‌‍‌‌‌ ​‍‌ ​ ​‍ ‍‌ ​ ‌‍​‌‌‍ ‍‌‍‍‌‌ ‌​‌ ‍‌​‍ ‍‌ ​ ‌ ‌​‌ ‌‌‌‍‌​‌‍‍‌‌‍ ​‍ ‌‍‍‌‌‍ ‍‌ ‌​‌‍‌‌‌‍ ‍‌ ‌​​‍ ‌‍‌‌‌‍‌​‌‍‍‌‌ ‌​​‍ ‌‍ ‌‌‍ ‌‍‌​‌‍‌‌​ ‌‌ ​​‌ ​‍‌‍‌‌‌ ​ ‌‍‌‌‌‍ ‍‌ ‌​‌‍​‌‌ ‌​‌‍‍‌‌‍ ‌‍ ‍​ ‍ ‌‍‍‌‌‍‌​​ ‌‌‍‌‍‌‍ ‌‍ ‌ ‌​‌‍‌‌‌ ​‍​ ‍ ‌ ‌​‌ ‍‌‌ ​​‌‍‌‌​ ‌‌‍‌‍‌‍ ‌‍ ‌ ‌​‌‍‌‌‌ ​‍​ ‍ ‌ ​​‌‍​‌‌ ‌​‌‍‍​​ ‌‌‍​ ‌‍ ‌‍ ​‌ ‌‌‌‍ ‌‌‍ ‍‌ ​ ​‍‌‌​ ‌‌‌​​‍‌‌ ‌‍‍ ‌‍‌‌‌ ‍‌​‍‌‌​ ​ ‌​‌​​‍‌‌​ ​ ‌​‌​​‍‌‌​ ​‍​ ​‍‌‍‌‌‌‍​‍​ ​‍​ ‍​‌‍​ ​ ‌‌‌‍​ ‌‍​ ‌‍‌‌‌‍​‍‌‍​‌​ ​‌​‍‌‌​ ​‍​ ​‍​‍‌‌​ ‌‌‌​‌​​‍ ‍‌‍ ​‌‍‍‌‌‍ ‍‌‍‍ ‌ ​ ​‍‌‌​ ‌‌‌​​‍‌‌ ‌‍‍ ‌‍‌‌‌ ‍‌​‍‌‌​ ​ ‌​‌​​‍‌‌​ ​ ‌​‌​​‍‌‌​ ​‍​ ​‍​ ‌‍​ ‍​​ ‌ ‌‍‌​​ ​‌​ ​‍​ ‌‌​ ‌‍​ ​‍​ ​‌‌‍​ ​ ​‌​‍‌‌​ ​‍​ ​‍​‍‌‌​ ‌‌‌​‌​​‍ ‍‌‍ ‍‌‍​‌‌‍ ‌‌‍‌‌​ ‌‍​‍‌‍​‌‌ ​ ‌‍‌‌‌‌‌‌‌ ​‍‌‍ ​​ ‌‌‍‍​‌ ‌​‌ ‌​‌ ​​‌ ​ ​‍‌‌​ ​ ‌​​‌​‍‌‌​ ​‍‌​‌‍​‍‌‌​ ​‍‌​‌‍‌‍​ ‌‍‍​‌‍‌‌‌‍ ​‌ ​ ‌‍‌‌‌‍​‌‌ ​​‌‍‍‌‌‍‌‌‌ ​‍‌ ​ ​‍ ‍‌ ​ ‌‍​‌‌‍ ‍‌‍‍‌‌ ‌​‌ ‍‌​‍ ‍‌ ​ ‌ ‌​‌ ‌‌‌‍‌​‌‍‍‌‌‍ ​‍‌‍‌‍‍‌‌‍‌​​ ‌‌‍‌‍‌‍ ‌‍ ‌ ‌​‌‍‌‌‌ ​‍​‍‌‍‌ ‌​‌ ‍‌‌ ​​‌‍‌‌​ ‌‌‍‌‍‌‍ ‌‍ ‌ ‌​‌‍‌‌‌ ​‍​‍‌‍‌ ​​‌‍​‌‌ ‌​‌‍‍​​ ‌‌‍​ ‌‍ ‌‍ ​‌ ‌‌‌‍ ‌‌‍ ‍‌ ​ ​‍‌‌​ ‌‌‌​​‍‌‌ ‌‍‍ ‌‍‌‌‌ ‍‌​‍‌‌​ ​ ‌​‌​​‍‌‌​ ​ ‌​‌​​‍‌‌​ ​‍​ ​‍‌‍‌‌‌‍​‍​ ​‍​ ‍​‌‍​ ​ ‌‌‌‍​ ‌‍​ ‌‍‌‌‌‍​‍‌‍​‌​ ​‌​‍‌‌​ ​‍​ ​‍​‍‌‌​ ‌‌‌​‌​​‍ ‍‌‍ ​‌‍‍‌‌‍ ‍‌‍‍ ‌ ​ ​‍‌‌​ ‌‌‌​​‍‌‌ ‌‍‍ ‌‍‌‌‌ ‍‌​‍‌‌​ ​ ‌​‌​​‍‌‌​ ​ ‌​‌​​‍‌‌​ ​‍​ ​‍​ ‌‍​ ‍​​ ‌ ‌‍‌​​ ​‌​ ​‍​ ‌‌​ ‌‍​ ​‍​ ​‌‌‍​ ​ ​‌​‍‌‌​ ​‍​ ​‍​‍‌‌​ ‌‌‌​‌​​‍ ‍‌‍ ‍‌‍​‌‌‍ ‌‌‍‌‌​‍‌‍‌ ​​‌‍‌‌‌ ​‍‌ ​ ‌ ​​‌‍‌‌‌‍​ ‌ ‌​‌‍‍‌‌ ‌‍‌‍‌‌​ ‌‌ ​​‌ ‌‌‌‍​‍‌‍ ​‌‍‍‌‌ ​ ‌‍‍​‌‍‌‌‌‍‌​​‍​‍‌ ‌
Sky Rink​​​​‌ ‍ ​‍​‍‌‍ ‌ ​‍‌‍‍‌‌‍‌ ‌‍‍‌‌‍ ‍​‍​‍​ ‍‍​‍​‍‌ ​ ‌‍​‌‌‍ ‍‌‍‍‌‌ ‌​‌ ‍‌​‍ ‍‌‍‍‌‌‍ ​‍​‍​‍ ​​‍​‍‌‍‍​‌ ​‍‌‍‌‌‌‍‌‍​‍​‍​ ‍‍​‍​‍‌‍‍​‌ ‌​‌ ‌​‌ ​​‌ ​ ​ ‍‍​‍ ​‍ ‌‍​ ‌‍‍​‌‍‌‌‌‍ ​‌ ​ ‌‍‌‌‌‍​‌‌ ​​‌‍‍‌‌‍‌‌‌ ​‍‌ ​ ​‍ ‍‌ ​ ‌‍​‌‌‍ ‍‌‍‍‌‌ ‌​‌ ‍‌​‍ ‍‌ ​ ‌ ‌​‌ ‌‌‌‍‌​‌‍‍‌‌‍ ​‍ ‌‍‍‌‌‍ ‍‌ ‌​‌‍‌‌‌‍ ‍‌ ‌​​‍ ‌‍‌‌‌‍‌​‌‍‍‌‌ ‌​​‍ ‌‍ ‌‌‍ ‌‍‌​‌‍‌‌​ ‌‌ ​​‌ ​‍‌‍‌‌‌ ​ ‌‍‌‌‌‍ ‍‌ ‌​‌‍​‌‌ ‌​‌‍‍‌‌‍ ‌‍ ‍​ ‍ ‌‍‍‌‌‍‌​​ ‌‌‍‌‍‌‍ ‌‍ ‌ ‌​‌‍‌‌‌ ​‍​ ‍ ‌ ‌​‌ ‍‌‌ ​​‌‍‌‌​ ‌‌‍‌‍‌‍ ‌‍ ‌ ‌​‌‍‌‌‌ ​‍​ ‍ ‌ ​​‌‍​‌‌ ‌​‌‍‍​​ ‌‌‍​ ‌‍ ‌‍ ​‌ ‌‌‌‍ ‌‌‍ ‍‌ ​ ​‍‌‌​ ‌‌‌​​‍‌‌ ‌‍‍ ‌‍‌‌‌ ‍‌​‍‌‌​ ​ ‌​‌​​‍‌‌​ ​ ‌​‌​​‍‌‌​ ​‍​ ​‍‌‍‌‌‌‍​‍​ ​‍​ ‍​‌‍​ ​ ‌‌‌‍​ ‌‍​ ‌‍‌‌‌‍​‍‌‍​‌​ ​‌​‍‌‌​ ​‍​ ​‍​‍‌‌​ ‌‌‌​‌​​‍ ‍‌‍ ​‌‍‍‌‌‍ ‍‌‍‍ ‌ ​ ​‍‌‌​ ‌‌‌​​‍‌‌ ‌‍‍ ‌‍‌‌‌ ‍‌​‍‌‌​ ​ ‌​‌​​‍‌‌​ ​ ‌​‌​​‍‌‌​ ​‍​ ​‍​ ‌​​ ‌ ‌‍‌‍‌‍‌‍​ ​​​ ‌‍​ ‌‌​ ‌​‌‍‌​‌‍‌​​ ​‌‌‍​‍​‍‌‌​ ​‍​ ​‍​‍‌‌​ ‌‌‌​‌​​‍ ‍‌‍ ‍‌‍​‌‌‍ ‌‌‍‌‌​ ‌‍​‍‌‍​‌‌ ​ ‌‍‌‌‌‌‌‌‌ ​‍‌‍ ​​ ‌‌‍‍​‌ ‌​‌ ‌​‌ ​​‌ ​ ​‍‌‌​ ​ ‌​​‌​‍‌‌​ ​‍‌​‌‍​‍‌‌​ ​‍‌​‌‍‌‍​ ‌‍‍​‌‍‌‌‌‍ ​‌ ​ ‌‍‌‌‌‍​‌‌ ​​‌‍‍‌‌‍‌‌‌ ​‍‌ ​ ​‍ ‍‌ ​ ‌‍​‌‌‍ ‍‌‍‍‌‌ ‌​‌ ‍‌​‍ ‍‌ ​ ‌ ‌​‌ ‌‌‌‍‌​‌‍‍‌‌‍ ​‍‌‍‌‍‍‌‌‍‌​​ ‌‌‍‌‍‌‍ ‌‍ ‌ ‌​‌‍‌‌‌ ​‍​‍‌‍‌ ‌​‌ ‍‌‌ ​​‌‍‌‌​ ‌‌‍‌‍‌‍ ‌‍ ‌ ‌​‌‍‌‌‌ ​‍​‍‌‍‌ ​​‌‍​‌‌ ‌​‌‍‍​​ ‌‌‍​ ‌‍ ‌‍ ​‌ ‌‌‌‍ ‌‌‍ ‍‌ ​ ​‍‌‌​ ‌‌‌​​‍‌‌ ‌‍‍ ‌‍‌‌‌ ‍‌​‍‌‌​ ​ ‌​‌​​‍‌‌​ ​ ‌​‌​​‍‌‌​ ​‍​ ​‍‌‍‌‌‌‍​‍​ ​‍​ ‍​‌‍​ ​ ‌‌‌‍​ ‌‍​ ‌‍‌‌‌‍​‍‌‍​‌​ ​‌​‍‌‌​ ​‍​ ​‍​‍‌‌​ ‌‌‌​‌​​‍ ‍‌‍ ​‌‍‍‌‌‍ ‍‌‍‍ ‌ ​ ​‍‌‌​ ‌‌‌​​‍‌‌ ‌‍‍ ‌‍‌‌‌ ‍‌​‍‌‌​ ​ ‌​‌​​‍‌‌​ ​ ‌​‌​​‍‌‌​ ​‍​ ​‍​ ‌​​ ‌ ‌‍‌‍‌‍‌‍​ ​​​ ‌‍​ ‌‌​ ‌​‌‍‌​‌‍‌​​ ​‌‌‍​‍​‍‌‌​ ​‍​ ​‍​‍‌‌​ ‌‌‌​‌​​‍ ‍‌‍ ‍‌‍​‌‌‍ ‌‌‍‌‌​‍‌‍‌ ​​‌‍‌‌‌ ​‍‌ ​ ‌ ​​‌‍‌‌‌‍​ ‌ ‌​‌‍‍‌‌ ‌‍‌‍‌‌​ ‌‌ ​​‌ ‌‌‌‍​‍‌‍ ​‌‍‍‌‌ ​ ‌‍‍​‌‍‌‌‌‍‌​​‍​‍‌ ‌
Swim​​​​‌ ‍ ​‍​‍‌‍ ‌ ​‍‌‍‍‌‌‍‌ ‌‍‍‌‌‍ ‍​‍​‍​ ‍‍​‍​‍‌ ​ ‌‍​‌‌‍ ‍‌‍‍‌‌ ‌​‌ ‍‌​‍ ‍‌‍‍‌‌‍ ​‍​‍​‍ ​​‍​‍‌‍‍​‌ ​‍‌‍‌‌‌‍‌‍​‍​‍​ ‍‍​‍​‍‌‍‍​‌ ‌​‌ ‌​‌ ​​‌ ​ ​ ‍‍​‍ ​‍ ‌‍​ ‌‍‍​‌‍‌‌‌‍ ​‌ ​ ‌‍‌‌‌‍​‌‌ ​​‌‍‍‌‌‍‌‌‌ ​‍‌ ​ ​‍ ‍‌ ​ ‌‍​‌‌‍ ‍‌‍‍‌‌ ‌​‌ ‍‌​‍ ‍‌ ​ ‌ ‌​‌ ‌‌‌‍‌​‌‍‍‌‌‍ ​‍ ‌‍‍‌‌‍ ‍‌ ‌​‌‍‌‌‌‍ ‍‌ ‌​​‍ ‌‍‌‌‌‍‌​‌‍‍‌‌ ‌​​‍ ‌‍ ‌‌‍ ‌‍‌​‌‍‌‌​ ‌‌ ​​‌ ​‍‌‍‌‌‌ ​ ‌‍‌‌‌‍ ‍‌ ‌​‌‍​‌‌ ‌​‌‍‍‌‌‍ ‌‍ ‍​ ‍ ‌‍‍‌‌‍‌​​ ‌‌‍‌‍‌‍ ‌‍ ‌ ‌​‌‍‌‌‌ ​‍​ ‍ ‌ ‌​‌ ‍‌‌ ​​‌‍‌‌​ ‌‌‍‌‍‌‍ ‌‍ ‌ ‌​‌‍‌‌‌ ​‍​ ‍ ‌ ​​‌‍​‌‌ ‌​‌‍‍​​ ‌‌‍​ ‌‍ ‌‍ ​‌ ‌‌‌‍ ‌‌‍ ‍‌ ​ ​‍‌‌​ ‌‌‌​​‍‌‌ ‌‍‍ ‌‍‌‌‌ ‍‌​‍‌‌​ ​ ‌​‌​​‍‌‌​ ​ ‌​‌​​‍‌‌​ ​‍​ ​‍‌‍‌‌‌‍​‍​ ​‍​ ‍​‌‍​ ​ ‌‌‌‍​ ‌‍​ ‌‍‌‌‌‍​‍‌‍​‌​ ​‌​‍‌‌​ ​‍​ ​‍​‍‌‌​ ‌‌‌​‌​​‍ ‍‌‍ ​‌‍‍‌‌‍ ‍‌‍‍ ‌ ​ ​‍‌‌​ ‌‌‌​​‍‌‌ ‌‍‍ ‌‍‌‌‌ ‍‌​‍‌‌​ ​ ‌​‌​​‍‌‌​ ​ ‌​‌​​‍‌‌​ ​‍​ ​‍‌‍‌‍‌‍‌‍​ ​​​ ‌‌​ ‌‌​ ‌​​ ​‍‌‍​ ​ ​‌​ ​ ‌‍​ ‌‍​‌‌‍​ ‌‍‌‌​ ‌‍​ ​‌​ ​ ‌‍​ ‌‍​‍​ ‌​​ ‍​‌‍‌​​ ‍​​ ‌‍​ ‌‌‌‍​‍​ ‌​​ ‌​​ ​‌​ ‍‌​ ‍‌‌‍​ ​‍‌‌​ ​‍​ ​‍​‍‌‌​ ‌‌‌​‌​​‍ ‍‌‍ ‍‌‍​‌‌‍ ‌‌‍‌‌​ ‌‍​‍‌‍​‌‌ ​ ‌‍‌‌‌‌‌‌‌ ​‍‌‍ ​​ ‌‌‍‍​‌ ‌​‌ ‌​‌ ​​‌ ​ ​‍‌‌​ ​ ‌​​‌​‍‌‌​ ​‍‌​‌‍​‍‌‌​ ​‍‌​‌‍‌‍​ ‌‍‍​‌‍‌‌‌‍ ​‌ ​ ‌‍‌‌‌‍​‌‌ ​​‌‍‍‌‌‍‌‌‌ ​‍‌ ​ ​‍ ‍‌ ​ ‌‍​‌‌‍ ‍‌‍‍‌‌ ‌​‌ ‍‌​‍ ‍‌ ​ ‌ ‌​‌ ‌‌‌‍‌​‌‍‍‌‌‍ ​‍‌‍‌‍‍‌‌‍‌​​ ‌‌‍‌‍‌‍ ‌‍ ‌ ‌​‌‍‌‌‌ ​‍​‍‌‍‌ ‌​‌ ‍‌‌ ​​‌‍‌‌​ ‌‌‍‌‍‌‍ ‌‍ ‌ ‌​‌‍‌‌‌ ​‍​‍‌‍‌ ​​‌‍​‌‌ ‌​‌‍‍​​ ‌‌‍​ ‌‍ ‌‍ ​‌ ‌‌‌‍ ‌‌‍ ‍‌ ​ ​‍‌‌​ ‌‌‌​​‍‌‌ ‌‍‍ ‌‍‌‌‌ ‍‌​‍‌‌​ ​ ‌​‌​​‍‌‌​ ​ ‌​‌​​‍‌‌​ ​‍​ ​‍‌‍‌‌‌‍​‍​ ​‍​ ‍​‌‍​ ​ ‌‌‌‍​ ‌‍​ ‌‍‌‌‌‍​‍‌‍​‌​ ​‌​‍‌‌​ ​‍​ ​‍​‍‌‌​ ‌‌‌​‌​​‍ ‍‌‍ ​‌‍‍‌‌‍ ‍‌‍‍ ‌ ​ ​‍‌‌​ ‌‌‌​​‍‌‌ ‌‍‍ ‌‍‌‌‌ ‍‌​‍‌‌​ ​ ‌​‌​​‍‌‌​ ​ ‌​‌​​‍‌‌​ ​‍​ ​‍‌‍‌‍‌‍‌‍​ ​​​ ‌‌​ ‌‌​ ‌​​ ​‍‌‍​ ​ ​‌​ ​ ‌‍​ ‌‍​‌‌‍​ ‌‍‌‌​ ‌‍​ ​‌​ ​ ‌‍​ ‌‍​‍​ ‌​​ ‍​‌‍‌​​ ‍​​ ‌‍​ ‌‌‌‍​‍​ ‌​​ ‌​​ ​‌​ ‍‌​ ‍‌‌‍​ ​‍‌‌​ ​‍​ ​‍​‍‌‌​ ‌‌‌​‌​​‍ ‍‌‍ ‍‌‍​‌‌‍ ‌‌‍‌‌​‍‌‍‌ ​​‌‍‌‌‌ ​‍‌ ​ ‌ ​​‌‍‌‌‌‍​ ‌ ‌​‌‍‍‌‌ ‌‍‌‍‌‌​ ‌‌ ​​‌ ‌‌‌‍​‍‌‍ ​‌‍‍‌‌ ​ ‌‍‍​‌‍‌‌‌‍‌​​‍​‍‌ ‌
Golf Club​​​​‌ ‍ ​‍​‍‌‍ ‌ ​‍‌‍‍‌‌‍‌ ‌‍‍‌‌‍ ‍​‍​‍​ ‍‍​‍​‍‌ ​ ‌‍​‌‌‍ ‍‌‍‍‌‌ ‌​‌ ‍‌​‍ ‍‌‍‍‌‌‍ ​‍​‍​‍ ​​‍​‍‌‍‍​‌ ​‍‌‍‌‌‌‍‌‍​‍​‍​ ‍‍​‍​‍‌‍‍​‌ ‌​‌ ‌​‌ ​​‌ ​ ​ ‍‍​‍ ​‍ ‌‍​ ‌‍‍​‌‍‌‌‌‍ ​‌ ​ ‌‍‌‌‌‍​‌‌ ​​‌‍‍‌‌‍‌‌‌ ​‍‌ ​ ​‍ ‍‌ ​ ‌‍​‌‌‍ ‍‌‍‍‌‌ ‌​‌ ‍‌​‍ ‍‌ ​ ‌ ‌​‌ ‌‌‌‍‌​‌‍‍‌‌‍ ​‍ ‌‍‍‌‌‍ ‍‌ ‌​‌‍‌‌‌‍ ‍‌ ‌​​‍ ‌‍‌‌‌‍‌​‌‍‍‌‌ ‌​​‍ ‌‍ ‌‌‍ ‌‍‌​‌‍‌‌​ ‌‌ ​​‌ ​‍‌‍‌‌‌ ​ ‌‍‌‌‌‍ ‍‌ ‌​‌‍​‌‌ ‌​‌‍‍‌‌‍ ‌‍ ‍​ ‍ ‌‍‍‌‌‍‌​​ ‌‌‍‌‍‌‍ ‌‍ ‌ ‌​‌‍‌‌‌ ​‍​ ‍ ‌ ‌​‌ ‍‌‌ ​​‌‍‌‌​ ‌‌‍‌‍‌‍ ‌‍ ‌ ‌​‌‍‌‌‌ ​‍​ ‍ ‌ ​​‌‍​‌‌ ‌​‌‍‍​​ ‌‌‍​ ‌‍ ‌‍ ​‌ ‌‌‌‍ ‌‌‍ ‍‌ ​ ​‍‌‌​ ‌‌‌​​‍‌‌ ‌‍‍ ‌‍‌‌‌ ‍‌​‍‌‌​ ​ ‌​‌​​‍‌‌​ ​ ‌​‌​​‍‌‌​ ​‍​ ​‍‌‍‌‌‌‍​‍​ ​‍​ ‍​‌‍​ ​ ‌‌‌‍​ ‌‍​ ‌‍‌‌‌‍​‍‌‍​‌​ ​‌​‍‌‌​ ​‍​ ​‍​‍‌‌​ ‌‌‌​‌​​‍ ‍‌‍ ​‌‍‍‌‌‍ ‍‌‍‍ ‌ ​ ​‍‌‌​ ‌‌‌​​‍‌‌ ‌‍‍ ‌‍‌‌‌ ‍‌​‍‌‌​ ​ ‌​‌​​‍‌‌​ ​ ‌​‌​​‍‌‌​ ​‍​ ​‍​ ‌​‌‍‌‌​ ‌‍‌‍‌​​ ​‍​ ‌‍​ ​‍‌‍‌‍‌‍​‌‌‍​ ‌‍​ ‌‍​ ​‍‌‌​ ​‍​ ​‍​‍‌‌​ ‌‌‌​‌​​‍ ‍‌‍ ‍‌‍​‌‌‍ ‌‌‍‌‌​ ‌‍​‍‌‍​‌‌ ​ ‌‍‌‌‌‌‌‌‌ ​‍‌‍ ​​ ‌‌‍‍​‌ ‌​‌ ‌​‌ ​​‌ ​ ​‍‌‌​ ​ ‌​​‌​‍‌‌​ ​‍‌​‌‍​‍‌‌​ ​‍‌​‌‍‌‍​ ‌‍‍​‌‍‌‌‌‍ ​‌ ​ ‌‍‌‌‌‍​‌‌ ​​‌‍‍‌‌‍‌‌‌ ​‍‌ ​ ​‍ ‍‌ ​ ‌‍​‌‌‍ ‍‌‍‍‌‌ ‌​‌ ‍‌​‍ ‍‌ ​ ‌ ‌​‌ ‌‌‌‍‌​‌‍‍‌‌‍ ​‍‌‍‌‍‍‌‌‍‌​​ ‌‌‍‌‍‌‍ ‌‍ ‌ ‌​‌‍‌‌‌ ​‍​‍‌‍‌ ‌​‌ ‍‌‌ ​​‌‍‌‌​ ‌‌‍‌‍‌‍ ‌‍ ‌ ‌​‌‍‌‌‌ ​‍​‍‌‍‌ ​​‌‍​‌‌ ‌​‌‍‍​​ ‌‌‍​ ‌‍ ‌‍ ​‌ ‌‌‌‍ ‌‌‍ ‍‌ ​ ​‍‌‌​ ‌‌‌​​‍‌‌ ‌‍‍ ‌‍‌‌‌ ‍‌​‍‌‌​ ​ ‌​‌​​‍‌‌​ ​ ‌​‌​​‍‌‌​ ​‍​ ​‍‌‍‌‌‌‍​‍​ ​‍​ ‍​‌‍​ ​ ‌‌‌‍​ ‌‍​ ‌‍‌‌‌‍​‍‌‍​‌​ ​‌​‍‌‌​ ​‍​ ​‍​‍‌‌​ ‌‌‌​‌​​‍ ‍‌‍ ​‌‍‍‌‌‍ ‍‌‍‍ ‌ ​ ​‍‌‌​ ‌‌‌​​‍‌‌ ‌‍‍ ‌‍‌‌‌ ‍‌​‍‌‌​ ​ ‌​‌​​‍‌‌​ ​ ‌​‌​​‍‌‌​ ​‍​ ​‍​ ‌​‌‍‌‌​ ‌‍‌‍‌​​ ​‍​ ‌‍​ ​‍‌‍‌‍‌‍​‌‌‍​ ‌‍​ ‌‍​ ​‍‌‌​ ​‍​ ​‍​‍‌‌​ ‌‌‌​‌​​‍ ‍‌‍ ‍‌‍​‌‌‍ ‌‌‍‌‌​‍‌‍‌ ​​‌‍‌‌‌ ​‍‌ ​ ‌ ​​‌‍‌‌‌‍​ ‌ ‌​‌‍‍‌‌ ‌‍‌‍‌‌​ ‌‌ ​​‌ ‌‌‌‍​‍‌‍ ​‌‍‍‌‌ ​ ‌‍‍​‌‍‌‌‌‍‌​​‍​‍‌ ‌
Athletic Club​​​​‌ ‍ ​‍​‍‌‍ ‌ ​‍‌‍‍‌‌‍‌ ‌‍‍‌‌‍ ‍​‍​‍​ ‍‍​‍​‍‌ ​ ‌‍​‌‌‍ ‍‌‍‍‌‌ ‌​‌ ‍‌​‍ ‍‌‍‍‌‌‍ ​‍​‍​‍ ​​‍​‍‌‍‍​‌ ​‍‌‍‌‌‌‍‌‍​‍​‍​ ‍‍​‍​‍‌‍‍​‌ ‌​‌ ‌​‌ ​​‌ ​ ​ ‍‍​‍ ​‍ ‌‍​ ‌‍‍​‌‍‌‌‌‍ ​‌ ​ ‌‍‌‌‌‍​‌‌ ​​‌‍‍‌‌‍‌‌‌ ​‍‌ ​ ​‍ ‍‌ ​ ‌‍​‌‌‍ ‍‌‍‍‌‌ ‌​‌ ‍‌​‍ ‍‌ ​ ‌ ‌​‌ ‌‌‌‍‌​‌‍‍‌‌‍ ​‍ ‌‍‍‌‌‍ ‍‌ ‌​‌‍‌‌‌‍ ‍‌ ‌​​‍ ‌‍‌‌‌‍‌​‌‍‍‌‌ ‌​​‍ ‌‍ ‌‌‍ ‌‍‌​‌‍‌‌​ ‌‌ ​​‌ ​‍‌‍‌‌‌ ​ ‌‍‌‌‌‍ ‍‌ ‌​‌‍​‌‌ ‌​‌‍‍‌‌‍ ‌‍ ‍​ ‍ ‌‍‍‌‌‍‌​​ ‌‌‍‌‍‌‍ ‌‍ ‌ ‌​‌‍‌‌‌ ​‍​ ‍ ‌ ‌​‌ ‍‌‌ ​​‌‍‌‌​ ‌‌‍‌‍‌‍ ‌‍ ‌ ‌​‌‍‌‌‌ ​‍​ ‍ ‌ ​​‌‍​‌‌ ‌​‌‍‍​​ ‌‌‍​ ‌‍ ‌‍ ​‌ ‌‌‌‍ ‌‌‍ ‍‌ ​ ​‍‌‌​ ‌‌‌​​‍‌‌ ‌‍‍ ‌‍‌‌‌ ‍‌​‍‌‌​ ​ ‌​‌​​‍‌‌​ ​ ‌​‌​​‍‌‌​ ​‍​ ​‍‌‍‌‌‌‍​‍​ ​‍​ ‍​‌‍​ ​ ‌‌‌‍​ ‌‍​ ‌‍‌‌‌‍​‍‌‍​‌​ ​‌​‍‌‌​ ​‍​ ​‍​‍‌‌​ ‌‌‌​‌​​‍ ‍‌‍ ​‌‍‍‌‌‍ ‍‌‍‍ ‌ ​ ​‍‌‌​ ‌‌‌​​‍‌‌ ‌‍‍ ‌‍‌‌‌ ‍‌​‍‌‌​ ​ ‌​‌​​‍‌‌​ ​ ‌​‌​​‍‌‌​ ​‍​ ​‍​ ‍​‌‍​‌​ ​ ​ ‌​‌‍​‌​ ‌ ‌‍‌​‌‍​‌​ ​ ​ ‍​‌‍‌‌‌‍​ ​‍‌‌​ ​‍​ ​‍​‍‌‌​ ‌‌‌​‌​​‍ ‍‌‍ ‍‌‍​‌‌‍ ‌‌‍‌‌​ ‌‍​‍‌‍​‌‌ ​ ‌‍‌‌‌‌‌‌‌ ​‍‌‍ ​​ ‌‌‍‍​‌ ‌​‌ ‌​‌ ​​‌ ​ ​‍‌‌​ ​ ‌​​‌​‍‌‌​ ​‍‌​‌‍​‍‌‌​ ​‍‌​‌‍‌‍​ ‌‍‍​‌‍‌‌‌‍ ​‌ ​ ‌‍‌‌‌‍​‌‌ ​​‌‍‍‌‌‍‌‌‌ ​‍‌ ​ ​‍ ‍‌ ​ ‌‍​‌‌‍ ‍‌‍‍‌‌ ‌​‌ ‍‌​‍ ‍‌ ​ ‌ ‌​‌ ‌‌‌‍‌​‌‍‍‌‌‍ ​‍‌‍‌‍‍‌‌‍‌​​ ‌‌‍‌‍‌‍ ‌‍ ‌ ‌​‌‍‌‌‌ ​‍​‍‌‍‌ ‌​‌ ‍‌‌ ​​‌‍‌‌​ ‌‌‍‌‍‌‍ ‌‍ ‌ ‌​‌‍‌‌‌ ​‍​‍‌‍‌ ​​‌‍​‌‌ ‌​‌‍‍​​ ‌‌‍​ ‌‍ ‌‍ ​‌ ‌‌‌‍ ‌‌‍ ‍‌ ​ ​‍‌‌​ ‌‌‌​​‍‌‌ ‌‍‍ ‌‍‌‌‌ ‍‌​‍‌‌​ ​ ‌​‌​​‍‌‌​ ​ ‌​‌​​‍‌‌​ ​‍​ ​‍‌‍‌‌‌‍​‍​ ​‍​ ‍​‌‍​ ​ ‌‌‌‍​ ‌‍​ ‌‍‌‌‌‍​‍‌‍​‌​ ​‌​‍‌‌​ ​‍​ ​‍​‍‌‌​ ‌‌‌​‌​​‍ ‍‌‍ ​‌‍‍‌‌‍ ‍‌‍‍ ‌ ​ ​‍‌‌​ ‌‌‌​​‍‌‌ ‌‍‍ ‌‍‌‌‌ ‍‌​‍‌‌​ ​ ‌​‌​​‍‌‌​ ​ ‌​‌​​‍‌‌​ ​‍​ ​‍​ ‍​‌‍​‌​ ​ ​ ‌​‌‍​‌​ ‌ ‌‍‌​‌‍​‌​ ​ ​ ‍​‌‍‌‌‌‍​ ​‍‌‌​ ​‍​ ​‍​‍‌‌​ ‌‌‌​‌​​‍ ‍‌‍ ‍‌‍​‌‌‍ ‌‌‍‌‌​‍‌‍‌ ​​‌‍‌‌‌ ​‍‌ ​ ‌ ​​‌‍‌‌‌‍​ ‌ ‌​‌‍‍‌‌ ‌‍‌‍‌‌​ ‌‌ ​​‌ ‌‌‌‍​‍‌‍ ​‌‍‍‌‌ ​ ‌‍‍​‌‍‌‌‌‍‌​​‍​‍‌ ‌
Marina​​​​‌ ‍ ​‍​‍‌‍ ‌ ​‍‌‍‍‌‌‍‌ ‌‍‍‌‌‍ ‍​‍​‍​ ‍‍​‍​‍‌ ​ ‌‍​‌‌‍ ‍‌‍‍‌‌ ‌​‌ ‍‌​‍ ‍‌‍‍‌‌‍ ​‍​‍​‍ ​​‍​‍‌‍‍​‌ ​‍‌‍‌‌‌‍‌‍​‍​‍​ ‍‍​‍​‍‌‍‍​‌ ‌​‌ ‌​‌ ​​‌ ​ ​ ‍‍​‍ ​‍ ‌‍​ ‌‍‍​‌‍‌‌‌‍ ​‌ ​ ‌‍‌‌‌‍​‌‌ ​​‌‍‍‌‌‍‌‌‌ ​‍‌ ​ ​‍ ‍‌ ​ ‌‍​‌‌‍ ‍‌‍‍‌‌ ‌​‌ ‍‌​‍ ‍‌ ​ ‌ ‌​‌ ‌‌‌‍‌​‌‍‍‌‌‍ ​‍ ‌‍‍‌‌‍ ‍‌ ‌​‌‍‌‌‌‍ ‍‌ ‌​​‍ ‌‍‌‌‌‍‌​‌‍‍‌‌ ‌​​‍ ‌‍ ‌‌‍ ‌‍‌​‌‍‌‌​ ‌‌ ​​‌ ​‍‌‍‌‌‌ ​ ‌‍‌‌‌‍ ‍‌ ‌​‌‍​‌‌ ‌​‌‍‍‌‌‍ ‌‍ ‍​ ‍ ‌‍‍‌‌‍‌​​ ‌‌‍‌‍‌‍ ‌‍ ‌ ‌​‌‍‌‌‌ ​‍​ ‍ ‌ ‌​‌ ‍‌‌ ​​‌‍‌‌​ ‌‌‍‌‍‌‍ ‌‍ ‌ ‌​‌‍‌‌‌ ​‍​ ‍ ‌ ​​‌‍​‌‌ ‌​‌‍‍​​ ‌‌‍​ ‌‍ ‌‍ ​‌ ‌‌‌‍ ‌‌‍ ‍‌ ​ ​‍‌‌​ ‌‌‌​​‍‌‌ ‌‍‍ ‌‍‌‌‌ ‍‌​‍‌‌​ ​ ‌​‌​​‍‌‌​ ​ ‌​‌​​‍‌‌​ ​‍​ ​‍‌‍‌‌‌‍​‍​ ​‍​ ‍​‌‍​ ​ ‌‌‌‍​ ‌‍​ ‌‍‌‌‌‍​‍‌‍​‌​ ​‌​‍‌‌​ ​‍​ ​‍​‍‌‌​ ‌‌‌​‌​​‍ ‍‌‍ ​‌‍‍‌‌‍ ‍‌‍‍ ‌ ​ ​‍‌‌​ ‌‌‌​​‍‌‌ ‌‍‍ ‌‍‌‌‌ ‍‌​‍‌‌​ ​ ‌​‌​​‍‌‌​ ​ ‌​‌​​‍‌‌​ ​‍​ ​‍​ ‌‍​ ‌‌​ ‌‍​ ‌‌‌‍‌‌‌‍‌‍‌‍​‌​ ​​​ ‌‍​ ‌‌​ ‌​‌‍‌​​‍‌‌​ ​‍​ ​‍​‍‌‌​ ‌‌‌​‌​​‍ ‍‌‍ ‍‌‍​‌‌‍ ‌‌‍‌‌​ ‌‍​‍‌‍​‌‌ ​ ‌‍‌‌‌‌‌‌‌ ​‍‌‍ ​​ ‌‌‍‍​‌ ‌​‌ ‌​‌ ​​‌ ​ ​‍‌‌​ ​ ‌​​‌​‍‌‌​ ​‍‌​‌‍​‍‌‌​ ​‍‌​‌‍‌‍​ ‌‍‍​‌‍‌‌‌‍ ​‌ ​ ‌‍‌‌‌‍​‌‌ ​​‌‍‍‌‌‍‌‌‌ ​‍‌ ​ ​‍ ‍‌ ​ ‌‍​‌‌‍ ‍‌‍‍‌‌ ‌​‌ ‍‌​‍ ‍‌ ​ ‌ ‌​‌ ‌‌‌‍‌​‌‍‍‌‌‍ ​‍‌‍‌‍‍‌‌‍‌​​ ‌‌‍‌‍‌‍ ‌‍ ‌ ‌​‌‍‌‌‌ ​‍​‍‌‍‌ ‌​‌ ‍‌‌ ​​‌‍‌‌​ ‌‌‍‌‍‌‍ ‌‍ ‌ ‌​‌‍‌‌‌ ​‍​‍‌‍‌ ​​‌‍​‌‌ ‌​‌‍‍​​ ‌‌‍​ ‌‍ ‌‍ ​‌ ‌‌‌‍ ‌‌‍ ‍‌ ​ ​‍‌‌​ ‌‌‌​​‍‌‌ ‌‍‍ ‌‍‌‌‌ ‍‌​‍‌‌​ ​ ‌​‌​​‍‌‌​ ​ ‌​‌​​‍‌‌​ ​‍​ ​‍‌‍‌‌‌‍​‍​ ​‍​ ‍​‌‍​ ​ ‌‌‌‍​ ‌‍​ ‌‍‌‌‌‍​‍‌‍​‌​ ​‌​‍‌‌​ ​‍​ ​‍​‍‌‌​ ‌‌‌​‌​​‍ ‍‌‍ ​‌‍‍‌‌‍ ‍‌‍‍ ‌ ​ ​‍‌‌​ ‌‌‌​​‍‌‌ ‌‍‍ ‌‍‌‌‌ ‍‌​‍‌‌​ ​ ‌​‌​​‍‌‌​ ​ ‌​‌​​‍‌‌​ ​‍​ ​‍​ ‌‍​ ‌‌​ ‌‍​ ‌‌‌‍‌‌‌‍‌‍‌‍​‌​ ​​​ ‌‍​ ‌‌​ ‌​‌‍‌​​‍‌‌​ ​‍​ ​‍​‍‌‌​ ‌‌‌​‌​​‍ ‍‌‍ ‍‌‍​‌‌‍ ‌‌‍‌‌​‍‌‍‌ ​​‌‍‌‌‌ ​‍‌ ​ ‌ ​​‌‍‌‌‌‍​ ‌ ‌​‌‍‍‌‌ ‌‍‌‍‌‌​ ‌‌ ​​‌ ‌‌‌‍​‍‌‍ ​‌‍‍‌‌ ​ ‌‍‍​‌‍‌‌‌‍‌​​‍​‍‌ ‌
Company​​​​‌ ‍ ​‍​‍‌‍ ‌ ​‍‌‍‍‌‌‍‌ ‌‍‍‌‌‍ ‍​‍​‍​ ‍‍​‍​‍‌ ​ ‌‍​‌‌‍ ‍‌‍‍‌‌ ‌​‌ ‍‌​‍ ‍‌‍‍‌‌‍ ​‍​‍​‍ ​​‍​‍‌‍‍​‌ ​‍‌‍‌‌‌‍‌‍​‍​‍​ ‍‍​‍​‍‌‍‍​‌ ‌​‌ ‌​‌ ​​‌ ​ ​ ‍‍​‍ ​‍ ‌‍​ ‌‍‍​‌‍‌‌‌‍ ​‌ ​ ‌‍‌‌‌‍​‌‌ ​​‌‍‍‌‌‍‌‌‌ ​‍‌ ​ ​‍ ‍‌ ​ ‌‍​‌‌‍ ‍‌‍‍‌‌ ‌​‌ ‍‌​‍ ‍‌ ​ ‌ ‌​‌ ‌‌‌‍‌​‌‍‍‌‌‍ ​‍ ‌‍‍‌‌‍ ‍‌ ‌​‌‍‌‌‌‍ ‍‌ ‌​​‍ ‌‍‌‌‌‍‌​‌‍‍‌‌ ‌​​‍ ‌‍ ‌‌‍ ‌‍‌​‌‍‌‌​ ‌‌ ​​‌ ​‍‌‍‌‌‌ ​ ‌‍‌‌‌‍ ‍‌ ‌​‌‍​‌‌ ‌​‌‍‍‌‌‍ ‌‍ ‍​ ‍ ‌‍‍‌‌‍‌​​ ‌‌‍‌‍‌‍ ‌‍ ‌ ‌​‌‍‌‌‌ ​‍​ ‍ ‌ ‌​‌ ‍‌‌ ​​‌‍‌‌​ ‌‌‍‌‍‌‍ ‌‍ ‌ ‌​‌‍‌‌‌ ​‍​ ‍ ‌ ​​‌‍​‌‌ ‌​‌‍‍​​ ‌‌‍​ ‌‍ ‌‍ ​‌ ‌‌‌‍ ‌‌‍ ‍‌ ​ ​‍‌‌​ ‌‌‌​​‍‌‌ ‌‍‍ ‌‍‌‌‌ ‍‌​‍‌‌​ ​ ‌​‌​​‍‌‌​ ​ ‌​‌​​‍‌‌​ ​‍​ ​‍‌‍​ ​ ​ ​ ‌​​ ​​‌‍​ ​ ‌‍‌‍‌​​ ‌​‌‍‌‍‌‍‌‌‌‍‌‌‌‍‌​​‍‌‌​ ​‍​ ​‍​‍‌‌​ ‌‌‌​‌​​‍ ‍‌ ‌​‌‍‍‌‌ ‌​‌‍ ​‌‍‌‌​ ‌‍​‍‌‍​‌‌ ​ ‌‍‌‌‌‌‌‌‌ ​‍‌‍ ​​ ‌‌‍‍​‌ ‌​‌ ‌​‌ ​​‌ ​ ​‍‌‌​ ​ ‌​​‌​‍‌‌​ ​‍‌​‌‍​‍‌‌​ ​‍‌​‌‍‌‍​ ‌‍‍​‌‍‌‌‌‍ ​‌ ​ ‌‍‌‌‌‍​‌‌ ​​‌‍‍‌‌‍‌‌‌ ​‍‌ ​ ​‍ ‍‌ ​ ‌‍​‌‌‍ ‍‌‍‍‌‌ ‌​‌ ‍‌​‍ ‍‌ ​ ‌ ‌​‌ ‌‌‌‍‌​‌‍‍‌‌‍ ​‍‌‍‌‍‍‌‌‍‌​​ ‌‌‍‌‍‌‍ ‌‍ ‌ ‌​‌‍‌‌‌ ​‍​‍‌‍‌ ‌​‌ ‍‌‌ ​​‌‍‌‌​ ‌‌‍‌‍‌‍ ‌‍ ‌ ‌​‌‍‌‌‌ ​‍​‍‌‍‌ ​​‌‍​‌‌ ‌​‌‍‍​​ ‌‌‍​ ‌‍ ‌‍ ​‌ ‌‌‌‍ ‌‌‍ ‍‌ ​ ​‍‌‌​ ‌‌‌​​‍‌‌ ‌‍‍ ‌‍‌‌‌ ‍‌​‍‌‌​ ​ ‌​‌​​‍‌‌​ ​ ‌​‌​​‍‌‌​ ​‍​ ​‍‌‍​ ​ ​ ​ ‌​​ ​​‌‍​ ​ ‌‍‌‍‌​​ ‌​‌‍‌‍‌‍‌‌‌‍‌‌‌‍‌​​‍‌‌​ ​‍​ ​‍​‍‌‌​ ‌‌‌​‌​​‍ ‍‌ ‌​‌‍‍‌‌ ‌​‌‍ ​‌‍‌‌​‍‌‍‌ ​​‌‍‌‌‌ ​‍‌ ​ ‌ ​​‌‍‌‌‌‍​ ‌ ‌​‌‍‍‌‌ ‌‍‌‍‌‌​ ‌‌ ​​‌ ‌‌‌‍​‍‌‍ ​‌‍‍‌‌ ​ ‌‍‍​‌‍‌‌‌‍‌​​‍​‍‌ ‌
Privacy Policy​​​​‌ ‍ ​‍​‍‌‍ ‌ ​‍‌‍‍‌‌‍‌ ‌‍‍‌‌‍ ‍​‍​‍​ ‍‍​‍​‍‌ ​ ‌‍​‌‌‍ ‍‌‍‍‌‌ ‌​‌ ‍‌​‍ ‍‌‍‍‌‌‍ ​‍​‍​‍ ​​‍​‍‌‍‍​‌ ​‍‌‍‌‌‌‍‌‍​‍​‍​ ‍‍​‍​‍‌‍‍​‌ ‌​‌ ‌​‌ ​​‌ ​ ​ ‍‍​‍ ​‍ ‌‍​ ‌‍‍​‌‍‌‌‌‍ ​‌ ​ ‌‍‌‌‌‍​‌‌ ​​‌‍‍‌‌‍‌‌‌ ​‍‌ ​ ​‍ ‍‌ ​ ‌‍​‌‌‍ ‍‌‍‍‌‌ ‌​‌ ‍‌​‍ ‍‌ ​ ‌ ‌​‌ ‌‌‌‍‌​‌‍‍‌‌‍ ​‍ ‌‍‍‌‌‍ ‍‌ ‌​‌‍‌‌‌‍ ‍‌ ‌​​‍ ‌‍‌‌‌‍‌​‌‍‍‌‌ ‌​​‍ ‌‍ ‌‌‍ ‌‍‌​‌‍‌‌​ ‌‌ ​​‌ ​‍‌‍‌‌‌ ​ ‌‍‌‌‌‍ ‍‌ ‌​‌‍​‌‌ ‌​‌‍‍‌‌‍ ‌‍ ‍​ ‍ ‌‍‍‌‌‍‌​​ ‌‌‍‌‍‌‍ ‌‍ ‌ ‌​‌‍‌‌‌ ​‍​ ‍ ‌ ‌​‌ ‍‌‌ ​​‌‍‌‌​ ‌‌‍‌‍‌‍ ‌‍ ‌ ‌​‌‍‌‌‌ ​‍​ ‍ ‌ ​​‌‍​‌‌ ‌​‌‍‍​​ ‌‌‍​ ‌‍ ‌‍ ​‌ ‌‌‌‍ ‌‌‍ ‍‌ ​ ​‍‌‌​ ‌‌‌​​‍‌‌ ‌‍‍ ‌‍‌‌‌ ‍‌​‍‌‌​ ​ ‌​‌​​‍‌‌​ ​ ‌​‌​​‍‌‌​ ​‍​ ​‍‌‍​ ​ ​ ​ ‌​​ ​​‌‍​ ​ ‌‍‌‍‌​​ ‌​‌‍‌‍‌‍‌‌‌‍‌‌‌‍‌​​‍‌‌​ ​‍​ ​‍​‍‌‌​ ‌‌‌​‌​​‍ ‍‌‍ ​‌‍‍‌‌‍ ‍‌‍‍ ‌ ​ ​‍‌‌​ ‌‌‌​​‍‌‌ ‌‍‍ ‌‍‌‌‌ ‍‌​‍‌‌​ ​ ‌​‌​​‍‌‌​ ​ ‌​‌​​‍‌‌​ ​‍​ ​‍​ ​​​ ‍‌‌‍‌‌​ ‍​​ ‍‌​ ​‍‌‍​‍‌‍​‍​ ​‍​ ‍​‌‍​‌​ ​​​‍‌‌​ ​‍​ ​‍​‍‌‌​ ‌‌‌​‌​​‍ ‍‌‍ ‍‌‍​‌‌‍ ‌‌‍‌‌​ ‌‍​‍‌‍​‌‌ ​ ‌‍‌‌‌‌‌‌‌ ​‍‌‍ ​​ ‌‌‍‍​‌ ‌​‌ ‌​‌ ​​‌ ​ ​‍‌‌​ ​ ‌​​‌​‍‌‌​ ​‍‌​‌‍​‍‌‌​ ​‍‌​‌‍‌‍​ ‌‍‍​‌‍‌‌‌‍ ​‌ ​ ‌‍‌‌‌‍​‌‌ ​​‌‍‍‌‌‍‌‌‌ ​‍‌ ​ ​‍ ‍‌ ​ ‌‍​‌‌‍ ‍‌‍‍‌‌ ‌​‌ ‍‌​‍ ‍‌ ​ ‌ ‌​‌ ‌‌‌‍‌​‌‍‍‌‌‍ ​‍‌‍‌‍‍‌‌‍‌​​ ‌‌‍‌‍‌‍ ‌‍ ‌ ‌​‌‍‌‌‌ ​‍​‍‌‍‌ ‌​‌ ‍‌‌ ​​‌‍‌‌​ ‌‌‍‌‍‌‍ ‌‍ ‌ ‌​‌‍‌‌‌ ​‍​‍‌‍‌ ​​‌‍​‌‌ ‌​‌‍‍​​ ‌‌‍​ ‌‍ ‌‍ ​‌ ‌‌‌‍ ‌‌‍ ‍‌ ​ ​‍‌‌​ ‌‌‌​​‍‌‌ ‌‍‍ ‌‍‌‌‌ ‍‌​‍‌‌​ ​ ‌​‌​​‍‌‌​ ​ ‌​‌​​‍‌‌​ ​‍​ ​‍‌‍​ ​ ​ ​ ‌​​ ​​‌‍​ ​ ‌‍‌‍‌​​ ‌​‌‍‌‍‌‍‌‌‌‍‌‌‌‍‌​​‍‌‌​ ​‍​ ​‍​‍‌‌​ ‌‌‌​‌​​‍ ‍‌‍ ​‌‍‍‌‌‍ ‍‌‍‍ ‌ ​ ​‍‌‌​ ‌‌‌​​‍‌‌ ‌‍‍ ‌‍‌‌‌ ‍‌​‍‌‌​ ​ ‌​‌​​‍‌‌​ ​ ‌​‌​​‍‌‌​ ​‍​ ​‍​ ​​​ ‍‌‌‍‌‌​ ‍​​ ‍‌​ ​‍‌‍​‍‌‍​‍​ ​‍​ ‍​‌‍​‌​ ​​​‍‌‌​ ​‍​ ​‍​‍‌‌​ ‌‌‌​‌​​‍ ‍‌‍ ‍‌‍​‌‌‍ ‌‌‍‌‌​‍‌‍‌ ​​‌‍‌‌‌ ​‍‌ ​ ‌ ​​‌‍‌‌‌‍​ ‌ ‌​‌‍‍‌‌ ‌‍‌‍‌‌​ ‌‌ ​​‌ ‌‌‌‍​‍‌‍ ​‌‍‍‌‌ ​ ‌‍‍​‌‍‌‌‌‍‌​​‍​‍‌ ‌
Accessibility Statement​​​​‌ ‍ ​‍​‍‌‍ ‌ ​‍‌‍‍‌‌‍‌ ‌‍‍‌‌‍ ‍​‍​‍​ ‍‍​‍​‍‌ ​ ‌‍​‌‌‍ ‍‌‍‍‌‌ ‌​‌ ‍‌​‍ ‍‌‍‍‌‌‍ ​‍​‍​‍ ​​‍​‍‌‍‍​‌ ​‍‌‍‌‌‌‍‌‍​‍​‍​ ‍‍​‍​‍‌‍‍​‌ ‌​‌ ‌​‌ ​​‌ ​ ​ ‍‍​‍ ​‍ ‌‍​ ‌‍‍​‌‍‌‌‌‍ ​‌ ​ ‌‍‌‌‌‍​‌‌ ​​‌‍‍‌‌‍‌‌‌ ​‍‌ ​ ​‍ ‍‌ ​ ‌‍​‌‌‍ ‍‌‍‍‌‌ ‌​‌ ‍‌​‍ ‍‌ ​ ‌ ‌​‌ ‌‌‌‍‌​‌‍‍‌‌‍ ​‍ ‌‍‍‌‌‍ ‍‌ ‌​‌‍‌‌‌‍ ‍‌ ‌​​‍ ‌‍‌‌‌‍‌​‌‍‍‌‌ ‌​​‍ ‌‍ ‌‌‍ ‌‍‌​‌‍‌‌​ ‌‌ ​​‌ ​‍‌‍‌‌‌ ​ ‌‍‌‌‌‍ ‍‌ ‌​‌‍​‌‌ ‌​‌‍‍‌‌‍ ‌‍ ‍​ ‍ ‌‍‍‌‌‍‌​​ ‌‌‍‌‍‌‍ ‌‍ ‌ ‌​‌‍‌‌‌ ​‍​ ‍ ‌ ‌​‌ ‍‌‌ ​​‌‍‌‌​ ‌‌‍‌‍‌‍ ‌‍ ‌ ‌​‌‍‌‌‌ ​‍​ ‍ ‌ ​​‌‍​‌‌ ‌​‌‍‍​​ ‌‌‍​ ‌‍ ‌‍ ​‌ ‌‌‌‍ ‌‌‍ ‍‌ ​ ​‍‌‌​ ‌‌‌​​‍‌‌ ‌‍‍ ‌‍‌‌‌ ‍‌​‍‌‌​ ​ ‌​‌​​‍‌‌​ ​ ‌​‌​​‍‌‌​ ​‍​ ​‍‌‍​ ​ ​ ​ ‌​​ ​​‌‍​ ​ ‌‍‌‍‌​​ ‌​‌‍‌‍‌‍‌‌‌‍‌‌‌‍‌​​‍‌‌​ ​‍​ ​‍​‍‌‌​ ‌‌‌​‌​​‍ ‍‌‍ ​‌‍‍‌‌‍ ‍‌‍‍ ‌ ​ ​‍‌‌​ ‌‌‌​​‍‌‌ ‌‍‍ ‌‍‌‌‌ ‍‌​‍‌‌​ ​ ‌​‌​​‍‌‌​ ​ ‌​‌​​‍‌‌​ ​‍​ ​‍​ ​ ​ ‌‍​ ‌ ​ ​ ‌‍​‌​ ‌‍​ ‌ ​ ‍‌​ ​‌​ ‌‍‌‍‌​​ ​​​‍‌‌​ ​‍​ ​‍​‍‌‌​ ‌‌‌​‌​​‍ ‍‌‍ ‍‌‍​‌‌‍ ‌‌‍‌‌​ ‌‍​‍‌‍​‌‌ ​ ‌‍‌‌‌‌‌‌‌ ​‍‌‍ ​​ ‌‌‍‍​‌ ‌​‌ ‌​‌ ​​‌ ​ ​‍‌‌​ ​ ‌​​‌​‍‌‌​ ​‍‌​‌‍​‍‌‌​ ​‍‌​‌‍‌‍​ ‌‍‍​‌‍‌‌‌‍ ​‌ ​ ‌‍‌‌‌‍​‌‌ ​​‌‍‍‌‌‍‌‌‌ ​‍‌ ​ ​‍ ‍‌ ​ ‌‍​‌‌‍ ‍‌‍‍‌‌ ‌​‌ ‍‌​‍ ‍‌ ​ ‌ ‌​‌ ‌‌‌‍‌​‌‍‍‌‌‍ ​‍‌‍‌‍‍‌‌‍‌​​ ‌‌‍‌‍‌‍ ‌‍ ‌ ‌​‌‍‌‌‌ ​‍​‍‌‍‌ ‌​‌ ‍‌‌ ​​‌‍‌‌​ ‌‌‍‌‍‌‍ ‌‍ ‌ ‌​‌‍‌‌‌ ​‍​‍‌‍‌ ​​‌‍​‌‌ ‌​‌‍‍​​ ‌‌‍​ ‌‍ ‌‍ ​‌ ‌‌‌‍ ‌‌‍ ‍‌ ​ ​‍‌‌​ ‌‌‌​​‍‌‌ ‌‍‍ ‌‍‌‌‌ ‍‌​‍‌‌​ ​ ‌​‌​​‍‌‌​ ​ ‌​‌​​‍‌‌​ ​‍​ ​‍‌‍​ ​ ​ ​ ‌​​ ​​‌‍​ ​ ‌‍‌‍‌​​ ‌​‌‍‌‍‌‍‌‌‌‍‌‌‌‍‌​​‍‌‌​ ​‍​ ​‍​‍‌‌​ ‌‌‌​‌​​‍ ‍‌‍ ​‌‍‍‌‌‍ ‍‌‍‍ ‌ ​ ​‍‌‌​ ‌‌‌​​‍‌‌ ‌‍‍ ‌‍‌‌‌ ‍‌​‍‌‌​ ​ ‌​‌​​‍‌‌​ ​ ‌​‌​​‍‌‌​ ​‍​ ​‍​ ​ ​ ‌‍​ ‌ ​ ​ ‌‍​‌​ ‌‍​ ‌ ​ ‍‌​ ​‌​ ‌‍‌‍‌​​ ​​​‍‌‌​ ​‍​ ​‍​‍‌‌​ ‌‌‌​‌​​‍ ‍‌‍ ‍‌‍​‌‌‍ ‌‌‍‌‌​‍‌‍‌ ​​‌‍‌‌‌ ​‍‌ ​ ‌ ​​‌‍‌‌‌‍​ ‌ ‌​‌‍‍‌‌ ‌‍‌‍‌‌​ ‌‌ ​​‌ ‌‌‌‍​‍‌‍ ​‌‍‍‌‌ ​ ‌‍‍​‌‍‌‌‌‍‌​​‍​‍‌ ‌
Our Story​​​​‌ ‍ ​‍​‍‌‍ ‌ ​‍‌‍‍‌‌‍‌ ‌‍‍‌‌‍ ‍​‍​‍​ ‍‍​‍​‍‌ ​ ‌‍​‌‌‍ ‍‌‍‍‌‌ ‌​‌ ‍‌​‍ ‍‌‍‍‌‌‍ ​‍​‍​‍ ​​‍​‍‌‍‍​‌ ​‍‌‍‌‌‌‍‌‍​‍​‍​ ‍‍​‍​‍‌‍‍​‌ ‌​‌ ‌​‌ ​​‌ ​ ​ ‍‍​‍ ​‍ ‌‍​ ‌‍‍​‌‍‌‌‌‍ ​‌ ​ ‌‍‌‌‌‍​‌‌ ​​‌‍‍‌‌‍‌‌‌ ​‍‌ ​ ​‍ ‍‌ ​ ‌‍​‌‌‍ ‍‌‍‍‌‌ ‌​‌ ‍‌​‍ ‍‌ ​ ‌ ‌​‌ ‌‌‌‍‌​‌‍‍‌‌‍ ​‍ ‌‍‍‌‌‍ ‍‌ ‌​‌‍‌‌‌‍ ‍‌ ‌​​‍ ‌‍‌‌‌‍‌​‌‍‍‌‌ ‌​​‍ ‌‍ ‌‌‍ ‌‍‌​‌‍‌‌​ ‌‌ ​​‌ ​‍‌‍‌‌‌ ​ ‌‍‌‌‌‍ ‍‌ ‌​‌‍​‌‌ ‌​‌‍‍‌‌‍ ‌‍ ‍​ ‍ ‌‍‍‌‌‍‌​​ ‌‌‍‌‍‌‍ ‌‍ ‌ ‌​‌‍‌‌‌ ​‍​ ‍ ‌ ‌​‌ ‍‌‌ ​​‌‍‌‌​ ‌‌‍‌‍‌‍ ‌‍ ‌ ‌​‌‍‌‌‌ ​‍​ ‍ ‌ ​​‌‍​‌‌ ‌​‌‍‍​​ ‌‌‍​ ‌‍ ‌‍ ​‌ ‌‌‌‍ ‌‌‍ ‍‌ ​ ​‍‌‌​ ‌‌‌​​‍‌‌ ‌‍‍ ‌‍‌‌‌ ‍‌​‍‌‌​ ​ ‌​‌​​‍‌‌​ ​ ‌​‌​​‍‌‌​ ​‍​ ​‍‌‍​ ​ ​ ​ ‌​​ ​​‌‍​ ​ ‌‍‌‍‌​​ ‌​‌‍‌‍‌‍‌‌‌‍‌‌‌‍‌​​‍‌‌​ ​‍​ ​‍​‍‌‌​ ‌‌‌​‌​​‍ ‍‌‍ ​‌‍‍‌‌‍ ‍‌‍‍ ‌ ​ ​‍‌‌​ ‌‌‌​​‍‌‌ ‌‍‍ ‌‍‌‌‌ ‍‌​‍‌‌​ ​ ‌​‌​​‍‌‌​ ​ ‌​‌​​‍‌‌​ ​‍​ ​‍‌‍‌‍​ ​ ​ ‌‌‌‍‌​‌‍​ ​ ​​​ ​ ​ ‌‍​ ‌‍​ ​ ‌‍​‍​ ​‍​‍‌‌​ ​‍​ ​‍​‍‌‌​ ‌‌‌​‌​​‍ ‍‌‍ ‍‌‍​‌‌‍ ‌‌‍‌‌​ ‌‍​‍‌‍​‌‌ ​ ‌‍‌‌‌‌‌‌‌ ​‍‌‍ ​​ ‌‌‍‍​‌ ‌​‌ ‌​‌ ​​‌ ​ ​‍‌‌​ ​ ‌​​‌​‍‌‌​ ​‍‌​‌‍​‍‌‌​ ​‍‌​‌‍‌‍​ ‌‍‍​‌‍‌‌‌‍ ​‌ ​ ‌‍‌‌‌‍​‌‌ ​​‌‍‍‌‌‍‌‌‌ ​‍‌ ​ ​‍ ‍‌ ​ ‌‍​‌‌‍ ‍‌‍‍‌‌ ‌​‌ ‍‌​‍ ‍‌ ​ ‌ ‌​‌ ‌‌‌‍‌​‌‍‍‌‌‍ ​‍‌‍‌‍‍‌‌‍‌​​ ‌‌‍‌‍‌‍ ‌‍ ‌ ‌​‌‍‌‌‌ ​‍​‍‌‍‌ ‌​‌ ‍‌‌ ​​‌‍‌‌​ ‌‌‍‌‍‌‍ ‌‍ ‌ ‌​‌‍‌‌‌ ​‍​‍‌‍‌ ​​‌‍​‌‌ ‌​‌‍‍​​ ‌‌‍​ ‌‍ ‌‍ ​‌ ‌‌‌‍ ‌‌‍ ‍‌ ​ ​‍‌‌​ ‌‌‌​​‍‌‌ ‌‍‍ ‌‍‌‌‌ ‍‌​‍‌‌​ ​ ‌​‌​​‍‌‌​ ​ ‌​‌​​‍‌‌​ ​‍​ ​‍‌‍​ ​ ​ ​ ‌​​ ​​‌‍​ ​ ‌‍‌‍‌​​ ‌​‌‍‌‍‌‍‌‌‌‍‌‌‌‍‌​​‍‌‌​ ​‍​ ​‍​‍‌‌​ ‌‌‌​‌​​‍ ‍‌‍ ​‌‍‍‌‌‍ ‍‌‍‍ ‌ ​ ​‍‌‌​ ‌‌‌​​‍‌‌ ‌‍‍ ‌‍‌‌‌ ‍‌​‍‌‌​ ​ ‌​‌​​‍‌‌​ ​ ‌​‌​​‍‌‌​ ​‍​ ​‍‌‍‌‍​ ​ ​ ‌‌‌‍‌​‌‍​ ​ ​​​ ​ ​ ‌‍​ ‌‍​ ​ ‌‍​‍​ ​‍​‍‌‌​ ​‍​ ​‍​‍‌‌​ ‌‌‌​‌​​‍ ‍‌‍ ‍‌‍​‌‌‍ ‌‌‍‌‌​‍‌‍‌ ​​‌‍‌‌‌ ​‍‌ ​ ‌ ​​‌‍‌‌‌‍​ ‌ ‌​‌‍‍‌‌ ‌‍‌‍‌‌​ ‌‌ ​​‌ ‌‌‌‍​‍‌‍ ​‌‍‍‌‌ ​ ‌‍‍​‌‍‌‌‌‍‌​​‍​‍‌ ‌
Our Impact​​​​‌ ‍ ​‍​‍‌‍ ‌ ​‍‌‍‍‌‌‍‌ ‌‍‍‌‌‍ ‍​‍​‍​ ‍‍​‍​‍‌ ​ ‌‍​‌‌‍ ‍‌‍‍‌‌ ‌​‌ ‍‌​‍ ‍‌‍‍‌‌‍ ​‍​‍​‍ ​​‍​‍‌‍‍​‌ ​‍‌‍‌‌‌‍‌‍​‍​‍​ ‍‍​‍​‍‌‍‍​‌ ‌​‌ ‌​‌ ​​‌ ​ ​ ‍‍​‍ ​‍ ‌‍​ ‌‍‍​‌‍‌‌‌‍ ​‌ ​ ‌‍‌‌‌‍​‌‌ ​​‌‍‍‌‌‍‌‌‌ ​‍‌ ​ ​‍ ‍‌ ​ ‌‍​‌‌‍ ‍‌‍‍‌‌ ‌​‌ ‍‌​‍ ‍‌ ​ ‌ ‌​‌ ‌‌‌‍‌​‌‍‍‌‌‍ ​‍ ‌‍‍‌‌‍ ‍‌ ‌​‌‍‌‌‌‍ ‍‌ ‌​​‍ ‌‍‌‌‌‍‌​‌‍‍‌‌ ‌​​‍ ‌‍ ‌‌‍ ‌‍‌​‌‍‌‌​ ‌‌ ​​‌ ​‍‌‍‌‌‌ ​ ‌‍‌‌‌‍ ‍‌ ‌​‌‍​‌‌ ‌​‌‍‍‌‌‍ ‌‍ ‍​ ‍ ‌‍‍‌‌‍‌​​ ‌‌‍‌‍‌‍ ‌‍ ‌ ‌​‌‍‌‌‌ ​‍​ ‍ ‌ ‌​‌ ‍‌‌ ​​‌‍‌‌​ ‌‌‍‌‍‌‍ ‌‍ ‌ ‌​‌‍‌‌‌ ​‍​ ‍ ‌ ​​‌‍​‌‌ ‌​‌‍‍​​ ‌‌‍​ ‌‍ ‌‍ ​‌ ‌‌‌‍ ‌‌‍ ‍‌ ​ ​‍‌‌​ ‌‌‌​​‍‌‌ ‌‍‍ ‌‍‌‌‌ ‍‌​‍‌‌​ ​ ‌​‌​​‍‌‌​ ​ ‌​‌​​‍‌‌​ ​‍​ ​‍‌‍​ ​ ​ ​ ‌​​ ​​‌‍​ ​ ‌‍‌‍‌​​ ‌​‌‍‌‍‌‍‌‌‌‍‌‌‌‍‌​​‍‌‌​ ​‍​ ​‍​‍‌‌​ ‌‌‌​‌​​‍ ‍‌‍ ​‌‍‍‌‌‍ ‍‌‍‍ ‌ ​ ​‍‌‌​ ‌‌‌​​‍‌‌ ‌‍‍ ‌‍‌‌‌ ‍‌​‍‌‌​ ​ ‌​‌​​‍‌‌​ ​ ‌​‌​​‍‌‌​ ​‍​ ​‍‌‍‌‍​ ‍‌​ ​ ‌‍​‌​ ‌​​ ​‌‌‍​‌​ ​​‌‍‌‌​ ‌‍‌‍‌​​ ‌ ​‍‌‌​ ​‍​ ​‍​‍‌‌​ ‌‌‌​‌​​‍ ‍‌‍ ‍‌‍​‌‌‍ ‌‌‍‌‌​ ‌‍​‍‌‍​‌‌ ​ ‌‍‌‌‌‌‌‌‌ ​‍‌‍ ​​ ‌‌‍‍​‌ ‌​‌ ‌​‌ ​​‌ ​ ​‍‌‌​ ​ ‌​​‌​‍‌‌​ ​‍‌​‌‍​‍‌‌​ ​‍‌​‌‍‌‍​ ‌‍‍​‌‍‌‌‌‍ ​‌ ​ ‌‍‌‌‌‍​‌‌ ​​‌‍‍‌‌‍‌‌‌ ​‍‌ ​ ​‍ ‍‌ ​ ‌‍​‌‌‍ ‍‌‍‍‌‌ ‌​‌ ‍‌​‍ ‍‌ ​ ‌ ‌​‌ ‌‌‌‍‌​‌‍‍‌‌‍ ​‍‌‍‌‍‍‌‌‍‌​​ ‌‌‍‌‍‌‍ ‌‍ ‌ ‌​‌‍‌‌‌ ​‍​‍‌‍‌ ‌​‌ ‍‌‌ ​​‌‍‌‌​ ‌‌‍‌‍‌‍ ‌‍ ‌ ‌​‌‍‌‌‌ ​‍​‍‌‍‌ ​​‌‍​‌‌ ‌​‌‍‍​​ ‌‌‍​ ‌‍ ‌‍ ​‌ ‌‌‌‍ ‌‌‍ ‍‌ ​ ​‍‌‌​ ‌‌‌​​‍‌‌ ‌‍‍ ‌‍‌‌‌ ‍‌​‍‌‌​ ​ ‌​‌​​‍‌‌​ ​ ‌​‌​​‍‌‌​ ​‍​ ​‍‌‍​ ​ ​ ​ ‌​​ ​​‌‍​ ​ ‌‍‌‍‌​​ ‌​‌‍‌‍‌‍‌‌‌‍‌‌‌‍‌​​‍‌‌​ ​‍​ ​‍​‍‌‌​ ‌‌‌​‌​​‍ ‍‌‍ ​‌‍‍‌‌‍ ‍‌‍‍ ‌ ​ ​‍‌‌​ ‌‌‌​​‍‌‌ ‌‍‍ ‌‍‌‌‌ ‍‌​‍‌‌​ ​ ‌​‌​​‍‌‌​ ​ ‌​‌​​‍‌‌​ ​‍​ ​‍‌‍‌‍​ ‍‌​ ​ ‌‍​‌​ ‌​​ ​‌‌‍​‌​ ​​‌‍‌‌​ ‌‍‌‍‌​​ ‌ ​‍‌‌​ ​‍​ ​‍​‍‌‌​ ‌‌‌​‌​​‍ ‍‌‍ ‍‌‍​‌‌‍ ‌‌‍‌‌​‍‌‍‌ ​​‌‍‌‌‌ ​‍‌ ​ ‌ ​​‌‍‌‌‌‍​ ‌ ‌​‌‍‍‌‌ ‌‍‌‍‌‌​ ‌‌ ​​‌ ‌‌‌‍​‍‌‍ ​‌‍‍‌‌ ​ ‌‍‍​‌‍‌‌‌‍‌​​‍​‍‌ ‌
Partner with Us​​​​‌ ‍ ​‍​‍‌‍ ‌ ​‍‌‍‍‌‌‍‌ ‌‍‍‌‌‍ ‍​‍​‍​ ‍‍​‍​‍‌ ​ ‌‍​‌‌‍ ‍‌‍‍‌‌ ‌​‌ ‍‌​‍ ‍‌‍‍‌‌‍ ​‍​‍​‍ ​​‍​‍‌‍‍​‌ ​‍‌‍‌‌‌‍‌‍​‍​‍​ ‍‍​‍​‍‌‍‍​‌ ‌​‌ ‌​‌ ​​‌ ​ ​ ‍‍​‍ ​‍ ‌‍​ ‌‍‍​‌‍‌‌‌‍ ​‌ ​ ‌‍‌‌‌‍​‌‌ ​​‌‍‍‌‌‍‌‌‌ ​‍‌ ​ ​‍ ‍‌ ​ ‌‍​‌‌‍ ‍‌‍‍‌‌ ‌​‌ ‍‌​‍ ‍‌ ​ ‌ ‌​‌ ‌‌‌‍‌​‌‍‍‌‌‍ ​‍ ‌‍‍‌‌‍ ‍‌ ‌​‌‍‌‌‌‍ ‍‌ ‌​​‍ ‌‍‌‌‌‍‌​‌‍‍‌‌ ‌​​‍ ‌‍ ‌‌‍ ‌‍‌​‌‍‌‌​ ‌‌ ​​‌ ​‍‌‍‌‌‌ ​ ‌‍‌‌‌‍ ‍‌ ‌​‌‍​‌‌ ‌​‌‍‍‌‌‍ ‌‍ ‍​ ‍ ‌‍‍‌‌‍‌​​ ‌‌‍‌‍‌‍ ‌‍ ‌ ‌​‌‍‌‌‌ ​‍​ ‍ ‌ ‌​‌ ‍‌‌ ​​‌‍‌‌​ ‌‌‍‌‍‌‍ ‌‍ ‌ ‌​‌‍‌‌‌ ​‍​ ‍ ‌ ​​‌‍​‌‌ ‌​‌‍‍​​ ‌‌‍​ ‌‍ ‌‍ ​‌ ‌‌‌‍ ‌‌‍ ‍‌ ​ ​‍‌‌​ ‌‌‌​​‍‌‌ ‌‍‍ ‌‍‌‌‌ ‍‌​‍‌‌​ ​ ‌​‌​​‍‌‌​ ​ ‌​‌​​‍‌‌​ ​‍​ ​‍‌‍​ ​ ​ ​ ‌​​ ​​‌‍​ ​ ‌‍‌‍‌​​ ‌​‌‍‌‍‌‍‌‌‌‍‌‌‌‍‌​​‍‌‌​ ​‍​ ​‍​‍‌‌​ ‌‌‌​‌​​‍ ‍‌‍ ​‌‍‍‌‌‍ ‍‌‍‍ ‌ ​ ​‍‌‌​ ‌‌‌​​‍‌‌ ‌‍‍ ‌‍‌‌‌ ‍‌​‍‌‌​ ​ ‌​‌​​‍‌‌​ ​ ‌​‌​​‍‌‌​ ​‍​ ​‍‌‍‌‌‌‍‌‌​ ​‌‌‍​ ‌‍​ ​ ​​‌‍‌​‌‍‌‌‌‍​‍‌‍​‌​ ‍​‌‍‌‌‌‍​‍‌‍​‍‌‍‌‍​ ‍​‌‍‌‍‌‍‌​​ ​‌‌‍‌‌​ ​​​ ​ ​ ​​​ ‌‌​ ‍‌​ ​ ​ ‍‌​ ‌ ‌‍​‌​ ‍‌‌‍‌​​ ​​​‍‌‌​ ​‍​ ​‍​‍‌‌​ ‌‌‌​‌​​‍ ‍‌‍ ‍‌‍​‌‌‍ ‌‌‍‌‌​ ‌‍​‍‌‍​‌‌ ​ ‌‍‌‌‌‌‌‌‌ ​‍‌‍ ​​ ‌‌‍‍​‌ ‌​‌ ‌​‌ ​​‌ ​ ​‍‌‌​ ​ ‌​​‌​‍‌‌​ ​‍‌​‌‍​‍‌‌​ ​‍‌​‌‍‌‍​ ‌‍‍​‌‍‌‌‌‍ ​‌ ​ ‌‍‌‌‌‍​‌‌ ​​‌‍‍‌‌‍‌‌‌ ​‍‌ ​ ​‍ ‍‌ ​ ‌‍​‌‌‍ ‍‌‍‍‌‌ ‌​‌ ‍‌​‍ ‍‌ ​ ‌ ‌​‌ ‌‌‌‍‌​‌‍‍‌‌‍ ​‍‌‍‌‍‍‌‌‍‌​​ ‌‌‍‌‍‌‍ ‌‍ ‌ ‌​‌‍‌‌‌ ​‍​‍‌‍‌ ‌​‌ ‍‌‌ ​​‌‍‌‌​ ‌‌‍‌‍‌‍ ‌‍ ‌ ‌​‌‍‌‌‌ ​‍​‍‌‍‌ ​​‌‍​‌‌ ‌​‌‍‍​​ ‌‌‍​ ‌‍ ‌‍ ​‌ ‌‌‌‍ ‌‌‍ ‍‌ ​ ​‍‌‌​ ‌‌‌​​‍‌‌ ‌‍‍ ‌‍‌‌‌ ‍‌​‍‌‌​ ​ ‌​‌​​‍‌‌​ ​ ‌​‌​​‍‌‌​ ​‍​ ​‍‌‍​ ​ ​ ​ ‌​​ ​​‌‍​ ​ ‌‍‌‍‌​​ ‌​‌‍‌‍‌‍‌‌‌‍‌‌‌‍‌​​‍‌‌​ ​‍​ ​‍​‍‌‌​ ‌‌‌​‌​​‍ ‍‌‍ ​‌‍‍‌‌‍ ‍‌‍‍ ‌ ​ ​‍‌‌​ ‌‌‌​​‍‌‌ ‌‍‍ ‌‍‌‌‌ ‍‌​‍‌‌​ ​ ‌​‌​​‍‌‌​ ​ ‌​‌​​‍‌‌​ ​‍​ ​‍‌‍‌‌‌‍‌‌​ ​‌‌‍​ ‌‍​ ​ ​​‌‍‌​‌‍‌‌‌‍​‍‌‍​‌​ ‍​‌‍‌‌‌‍​‍‌‍​‍‌‍‌‍​ ‍​‌‍‌‍‌‍‌​​ ​‌‌‍‌‌​ ​​​ ​ ​ ​​​ ‌‌​ ‍‌​ ​ ​ ‍‌​ ‌ ‌‍​‌​ ‍‌‌‍‌​​ ​​​‍‌‌​ ​‍​ ​‍​‍‌‌​ ‌‌‌​‌​​‍ ‍‌‍ ‍‌‍​‌‌‍ ‌‌‍‌‌​‍‌‍‌ ​​‌‍‌‌‌ ​‍‌ ​ ‌ ​​‌‍‌‌‌‍​ ‌ ‌​‌‍‍‌‌ ‌‍‌‍‌‌​ ‌‌ ​​‌ ‌‌‌‍​‍‌‍ ​‌‍‍‌‌ ​ ‌‍‍​‌‍‌‌‌‍‌​​‍​‍‌ ‌
Careers at Chelsea Piers​​​​‌ ‍ ​‍​‍‌‍ ‌ ​‍‌‍‍‌‌‍‌ ‌‍‍‌‌‍ ‍​‍​‍​ ‍‍​‍​‍‌ ​ ‌‍​‌‌‍ ‍‌‍‍‌‌ ‌​‌ ‍‌​‍ ‍‌‍‍‌‌‍ ​‍​‍​‍ ​​‍​‍‌‍‍​‌ ​‍‌‍‌‌‌‍‌‍​‍​‍​ ‍‍​‍​‍‌‍‍​‌ ‌​‌ ‌​‌ ​​‌ ​ ​ ‍‍​‍ ​‍ ‌‍​ ‌‍‍​‌‍‌‌‌‍ ​‌ ​ ‌‍‌‌‌‍​‌‌ ​​‌‍‍‌‌‍‌‌‌ ​‍‌ ​ ​‍ ‍‌ ​ ‌‍​‌‌‍ ‍‌‍‍‌‌ ‌​‌ ‍‌​‍ ‍‌ ​ ‌ ‌​‌ ‌‌‌‍‌​‌‍‍‌‌‍ ​‍ ‌‍‍‌‌‍ ‍‌ ‌​‌‍‌‌‌‍ ‍‌ ‌​​‍ ‌‍‌‌‌‍‌​‌‍‍‌‌ ‌​​‍ ‌‍ ‌‌‍ ‌‍‌​‌‍‌‌​ ‌‌ ​​‌ ​‍‌‍‌‌‌ ​ ‌‍‌‌‌‍ ‍‌ ‌​‌‍​‌‌ ‌​‌‍‍‌‌‍ ‌‍ ‍​ ‍ ‌‍‍‌‌‍‌​​ ‌‌‍‌‍‌‍ ‌‍ ‌ ‌​‌‍‌‌‌ ​‍​ ‍ ‌ ‌​‌ ‍‌‌ ​​‌‍‌‌​ ‌‌‍‌‍‌‍ ‌‍ ‌ ‌​‌‍‌‌‌ ​‍​ ‍ ‌ ​​‌‍​‌‌ ‌​‌‍‍​​ ‌‌‍​ ‌‍ ‌‍ ​‌ ‌‌‌‍ ‌‌‍ ‍‌ ​ ​‍‌‌​ ‌‌‌​​‍‌‌ ‌‍‍ ‌‍‌‌‌ ‍‌​‍‌‌​ ​ ‌​‌​​‍‌‌​ ​ ‌​‌​​‍‌‌​ ​‍​ ​‍‌‍​ ​ ​ ​ ‌​​ ​​‌‍​ ​ ‌‍‌‍‌​​ ‌​‌‍‌‍‌‍‌‌‌‍‌‌‌‍‌​​‍‌‌​ ​‍​ ​‍​‍‌‌​ ‌‌‌​‌​​‍ ‍‌‍ ​‌‍‍‌‌‍ ‍‌‍‍ ‌ ​ ​‍‌‌​ ‌‌‌​​‍‌‌ ‌‍‍ ‌‍‌‌‌ ‍‌​‍‌‌​ ​ ‌​‌​​‍‌‌​ ​ ‌​‌​​‍‌‌​ ​‍​ ​‍​ ‌​​ ‍‌​ ​ ​ ‍​‌‍‌‌​ ​​​ ‍​​ ‌‍‌‍​‌​ ​ ‌‍​‍‌‍​ ​‍‌‌​ ​‍​ ​‍​‍‌‌​ ‌‌‌​‌​​‍ ‍‌‍ ‍‌‍​‌‌‍ ‌‌‍‌‌​ ‌‍​‍‌‍​‌‌ ​ ‌‍‌‌‌‌‌‌‌ ​‍‌‍ ​​ ‌‌‍‍​‌ ‌​‌ ‌​‌ ​​‌ ​ ​‍‌‌​ ​ ‌​​‌​‍‌‌​ ​‍‌​‌‍​‍‌‌​ ​‍‌​‌‍‌‍​ ‌‍‍​‌‍‌‌‌‍ ​‌ ​ ‌‍‌‌‌‍​‌‌ ​​‌‍‍‌‌‍‌‌‌ ​‍‌ ​ ​‍ ‍‌ ​ ‌‍​‌‌‍ ‍‌‍‍‌‌ ‌​‌ ‍‌​‍ ‍‌ ​ ‌ ‌​‌ ‌‌‌‍‌​‌‍‍‌‌‍ ​‍‌‍‌‍‍‌‌‍‌​​ ‌‌‍‌‍‌‍ ‌‍ ‌ ‌​‌‍‌‌‌ ​‍​‍‌‍‌ ‌​‌ ‍‌‌ ​​‌‍‌‌​ ‌‌‍‌‍‌‍ ‌‍ ‌ ‌​‌‍‌‌‌ ​‍​‍‌‍‌ ​​‌‍​‌‌ ‌​‌‍‍​​ ‌‌‍​ ‌‍ ‌‍ ​‌ ‌‌‌‍ ‌‌‍ ‍‌ ​ ​‍‌‌​ ‌‌‌​​‍‌‌ ‌‍‍ ‌‍‌‌‌ ‍‌​‍‌‌​ ​ ‌​‌​​‍‌‌​ ​ ‌​‌​​‍‌‌​ ​‍​ ​‍‌‍​ ​ ​ ​ ‌​​ ​​‌‍​ ​ ‌‍‌‍‌​​ ‌​‌‍‌‍‌‍‌‌‌‍‌‌‌‍‌​​‍‌‌​ ​‍​ ​‍​‍‌‌​ ‌‌‌​‌​​‍ ‍‌‍ ​‌‍‍‌‌‍ ‍‌‍‍ ‌ ​ ​‍‌‌​ ‌‌‌​​‍‌‌ ‌‍‍ ‌‍‌‌‌ ‍‌​‍‌‌​ ​ ‌​‌​​‍‌‌​ ​ ‌​‌​​‍‌‌​ ​‍​ ​‍​ ‌​​ ‍‌​ ​ ​ ‍​‌‍‌‌​ ​​​ ‍​​ ‌‍‌‍​‌​ ​ ‌‍​‍‌‍​ ​‍‌‌​ ​‍​ ​‍​‍‌‌​ ‌‌‌​‌​​‍ ‍‌‍ ‍‌‍​‌‌‍ ‌‌‍‌‌​‍‌‍‌ ​​‌‍‌‌‌ ​‍‌ ​ ‌ ​​‌‍‌‌‌‍​ ‌ ‌​‌‍‍‌‌ ‌‍‌‍‌‌​ ‌‌ ​​‌ ‌‌‌‍​‍‌‍ ​‌‍‍‌‌ ​ ‌‍‍​‌‍‌‌‌‍‌​​‍​‍‌ ‌
Chelsea Piers Foundation​​​​‌ ‍ ​‍​‍‌‍ ‌ ​‍‌‍‍‌‌‍‌ ‌‍‍‌‌‍ ‍​‍​‍​ ‍‍​‍​‍‌ ​ ‌‍​‌‌‍ ‍‌‍‍‌‌ ‌​‌ ‍‌​‍ ‍‌‍‍‌‌‍ ​‍​‍​‍ ​​‍​‍‌‍‍​‌ ​‍‌‍‌‌‌‍‌‍​‍​‍​ ‍‍​‍​‍‌‍‍​‌ ‌​‌ ‌​‌ ​​‌ ​ ​ ‍‍​‍ ​‍ ‌‍​ ‌‍‍​‌‍‌‌‌‍ ​‌ ​ ‌‍‌‌‌‍​‌‌ ​​‌‍‍‌‌‍‌‌‌ ​‍‌ ​ ​‍ ‍‌ ​ ‌‍​‌‌‍ ‍‌‍‍‌‌ ‌​‌ ‍‌​‍ ‍‌ ​ ‌ ‌​‌ ‌‌‌‍‌​‌‍‍‌‌‍ ​‍ ‌‍‍‌‌‍ ‍‌ ‌​‌‍‌‌‌‍ ‍‌ ‌​​‍ ‌‍‌‌‌‍‌​‌‍‍‌‌ ‌​​‍ ‌‍ ‌‌‍ ‌‍‌​‌‍‌‌​ ‌‌ ​​‌ ​‍‌‍‌‌‌ ​ ‌‍‌‌‌‍ ‍‌ ‌​‌‍​‌‌ ‌​‌‍‍‌‌‍ ‌‍ ‍​ ‍ ‌‍‍‌‌‍‌​​ ‌‌‍‌‍‌‍ ‌‍ ‌ ‌​‌‍‌‌‌ ​‍​ ‍ ‌ ‌​‌ ‍‌‌ ​​‌‍‌‌​ ‌‌‍‌‍‌‍ ‌‍ ‌ ‌​‌‍‌‌‌ ​‍​ ‍ ‌ ​​‌‍​‌‌ ‌​‌‍‍​​ ‌‌‍​ ‌‍ ‌‍ ​‌ ‌‌‌‍ ‌‌‍ ‍‌ ​ ​‍‌‌​ ‌‌‌​​‍‌‌ ‌‍‍ ‌‍‌‌‌ ‍‌​‍‌‌​ ​ ‌​‌​​‍‌‌​ ​ ‌​‌​​‍‌‌​ ​‍​ ​‍‌‍​ ​ ​ ​ ‌​​ ​​‌‍​ ​ ‌‍‌‍‌​​ ‌​‌‍‌‍‌‍‌‌‌‍‌‌‌‍‌​​‍‌‌​ ​‍​ ​‍​‍‌‌​ ‌‌‌​‌​​‍ ‍‌‍ ​‌‍‍‌‌‍ ‍‌‍‍ ‌ ​ ​‍‌‌​ ‌‌‌​​‍‌‌ ‌‍‍ ‌‍‌‌‌ ‍‌​‍‌‌​ ​ ‌​‌​​‍‌‌​ ​ ‌​‌​​‍‌‌​ ​‍​ ​‍​ ‌ ​ ‌ ​ ‌​​ ‌ ‌‍‌‍​ ‌ ‌‍‌​​ ‍‌​ ​ ​ ‌ ​ ‌ ‌‍‌‌​‍‌‌​ ​‍​ ​‍​‍‌‌​ ‌‌‌​‌​​‍ ‍‌‍ ‍‌‍​‌‌‍ ‌‌‍‌‌​ ‌‍​‍‌‍​‌‌ ​ ‌‍‌‌‌‌‌‌‌ ​‍‌‍ ​​ ‌‌‍‍​‌ ‌​‌ ‌​‌ ​​‌ ​ ​‍‌‌​ ​ ‌​​‌​‍‌‌​ ​‍‌​‌‍​‍‌‌​ ​‍‌​‌‍‌‍​ ‌‍‍​‌‍‌‌‌‍ ​‌ ​ ‌‍‌‌‌‍​‌‌ ​​‌‍‍‌‌‍‌‌‌ ​‍‌ ​ ​‍ ‍‌ ​ ‌‍​‌‌‍ ‍‌‍‍‌‌ ‌​‌ ‍‌​‍ ‍‌ ​ ‌ ‌​‌ ‌‌‌‍‌​‌‍‍‌‌‍ ​‍‌‍‌‍‍‌‌‍‌​​ ‌‌‍‌‍‌‍ ‌‍ ‌ ‌​‌‍‌‌‌ ​‍​‍‌‍‌ ‌​‌ ‍‌‌ ​​‌‍‌‌​ ‌‌‍‌‍‌‍ ‌‍ ‌ ‌​‌‍‌‌‌ ​‍​‍‌‍‌ ​​‌‍​‌‌ ‌​‌‍‍​​ ‌‌‍​ ‌‍ ‌‍ ​‌ ‌‌‌‍ ‌‌‍ ‍‌ ​ ​‍‌‌​ ‌‌‌​​‍‌‌ ‌‍‍ ‌‍‌‌‌ ‍‌​‍‌‌​ ​ ‌​‌​​‍‌‌​ ​ ‌​‌​​‍‌‌​ ​‍​ ​‍‌‍​ ​ ​ ​ ‌​​ ​​‌‍​ ​ ‌‍‌‍‌​​ ‌​‌‍‌‍‌‍‌‌‌‍‌‌‌‍‌​​‍‌‌​ ​‍​ ​‍​‍‌‌​ ‌‌‌​‌​​‍ ‍‌‍ ​‌‍‍‌‌‍ ‍‌‍‍ ‌ ​ ​‍‌‌​ ‌‌‌​​‍‌‌ ‌‍‍ ‌‍‌‌‌ ‍‌​‍‌‌​ ​ ‌​‌​​‍‌‌​ ​ ‌​‌​​‍‌‌​ ​‍​ ​‍​ ‌ ​ ‌ ​ ‌​​ ‌ ‌‍‌‍​ ‌ ‌‍‌​​ ‍‌​ ​ ​ ‌ ​ ‌ ‌‍‌‌​‍‌‌​ ​‍​ ​‍​‍‌‌​ ‌‌‌​‌​​‍ ‍‌‍ ‍‌‍​‌‌‍ ‌‌‍‌‌​‍‌‍‌ ​​‌‍‌‌‌ ​‍‌ ​ ‌ ​​‌‍‌‌‌‍​ ‌ ‌​‌‍‍‌‌ ‌‍‌‍‌‌​ ‌‌ ​​‌ ‌‌‌‍​‍‌‍ ​‌‍‍‌‌ ​ ‌‍‍​‌‍‌‌‌‍‌​​‍​‍‌ ‌
Gift Cards​​​​‌ ‍ ​‍​‍‌‍ ‌ ​‍‌‍‍‌‌‍‌ ‌‍‍‌‌‍ ‍​‍​‍​ ‍‍​‍​‍‌ ​ ‌‍​‌‌‍ ‍‌‍‍‌‌ ‌​‌ ‍‌​‍ ‍‌‍‍‌‌‍ ​‍​‍​‍ ​​‍​‍‌‍‍​‌ ​‍‌‍‌‌‌‍‌‍​‍​‍​ ‍‍​‍​‍‌‍‍​‌ ‌​‌ ‌​‌ ​​‌ ​ ​ ‍‍​‍ ​‍ ‌‍​ ‌‍‍​‌‍‌‌‌‍ ​‌ ​ ‌‍‌‌‌‍​‌‌ ​​‌‍‍‌‌‍‌‌‌ ​‍‌ ​ ​‍ ‍‌ ​ ‌‍​‌‌‍ ‍‌‍‍‌‌ ‌​‌ ‍‌​‍ ‍‌ ​ ‌ ‌​‌ ‌‌‌‍‌​‌‍‍‌‌‍ ​‍ ‌‍‍‌‌‍ ‍‌ ‌​‌‍‌‌‌‍ ‍‌ ‌​​‍ ‌‍‌‌‌‍‌​‌‍‍‌‌ ‌​​‍ ‌‍ ‌‌‍ ‌‍‌​‌‍‌‌​ ‌‌ ​​‌ ​‍‌‍‌‌‌ ​ ‌‍‌‌‌‍ ‍‌ ‌​‌‍​‌‌ ‌​‌‍‍‌‌‍ ‌‍ ‍​ ‍ ‌‍‍‌‌‍‌​​ ‌‌‍‌‍‌‍ ‌‍ ‌ ‌​‌‍‌‌‌ ​‍​ ‍ ‌ ‌​‌ ‍‌‌ ​​‌‍‌‌​ ‌‌‍‌‍‌‍ ‌‍ ‌ ‌​‌‍‌‌‌ ​‍​ ‍ ‌ ​​‌‍​‌‌ ‌​‌‍‍​​ ‌‌‍​ ‌‍ ‌‍ ​‌ ‌‌‌‍ ‌‌‍ ‍‌ ​ ​‍‌‌​ ‌‌‌​​‍‌‌ ‌‍‍ ‌‍‌‌‌ ‍‌​‍‌‌​ ​ ‌​‌​​‍‌‌​ ​ ‌​‌​​‍‌‌​ ​‍​ ​‍‌‍​ ​ ​ ​ ‌​​ ​​‌‍​ ​ ‌‍‌‍‌​​ ‌​‌‍‌‍‌‍‌‌‌‍‌‌‌‍‌​​‍‌‌​ ​‍​ ​‍​‍‌‌​ ‌‌‌​‌​​‍ ‍‌‍ ​‌‍‍‌‌‍ ‍‌‍‍ ‌ ​ ​‍‌‌​ ‌‌‌​​‍‌‌ ‌‍‍ ‌‍‌‌‌ ‍‌​‍‌‌​ ​ ‌​‌​​‍‌‌​ ​ ‌​‌​​‍‌‌​ ​‍​ ​‍‌‍‌​​ ‍​‌‍​ ‌‍​‌​ ‌​​ ‍‌​ ​‌‌‍‌‍​ ‍​​ ​ ​ ​ ​ ​​​‍‌‌​ ​‍​ ​‍​‍‌‌​ ‌‌‌​‌​​‍ ‍‌‍ ‍‌‍​‌‌‍ ‌‌‍‌‌​ ‌‍​‍‌‍​‌‌ ​ ‌‍‌‌‌‌‌‌‌ ​‍‌‍ ​​ ‌‌‍‍​‌ ‌​‌ ‌​‌ ​​‌ ​ ​‍‌‌​ ​ ‌​​‌​‍‌‌​ ​‍‌​‌‍​‍‌‌​ ​‍‌​‌‍‌‍​ ‌‍‍​‌‍‌‌‌‍ ​‌ ​ ‌‍‌‌‌‍​‌‌ ​​‌‍‍‌‌‍‌‌‌ ​‍‌ ​ ​‍ ‍‌ ​ ‌‍​‌‌‍ ‍‌‍‍‌‌ ‌​‌ ‍‌​‍ ‍‌ ​ ‌ ‌​‌ ‌‌‌‍‌​‌‍‍‌‌‍ ​‍‌‍‌‍‍‌‌‍‌​​ ‌‌‍‌‍‌‍ ‌‍ ‌ ‌​‌‍‌‌‌ ​‍​‍‌‍‌ ‌​‌ ‍‌‌ ​​‌‍‌‌​ ‌‌‍‌‍‌‍ ‌‍ ‌ ‌​‌‍‌‌‌ ​‍​‍‌‍‌ ​​‌‍​‌‌ ‌​‌‍‍​​ ‌‌‍​ ‌‍ ‌‍ ​‌ ‌‌‌‍ ‌‌‍ ‍‌ ​ ​‍‌‌​ ‌‌‌​​‍‌‌ ‌‍‍ ‌‍‌‌‌ ‍‌​‍‌‌​ ​ ‌​‌​​‍‌‌​ ​ ‌​‌​​‍‌‌​ ​‍​ ​‍‌‍​ ​ ​ ​ ‌​​ ​​‌‍​ ​ ‌‍‌‍‌​​ ‌​‌‍‌‍‌‍‌‌‌‍‌‌‌‍‌​​‍‌‌​ ​‍​ ​‍​‍‌‌​ ‌‌‌​‌​​‍ ‍‌‍ ​‌‍‍‌‌‍ ‍‌‍‍ ‌ ​ ​‍‌‌​ ‌‌‌​​‍‌‌ ‌‍‍ ‌‍‌‌‌ ‍‌​‍‌‌​ ​ ‌​‌​​‍‌‌​ ​ ‌​‌​​‍‌‌​ ​‍​ ​‍‌‍‌​​ ‍​‌‍​ ‌‍​‌​ ‌​​ ‍‌​ ​‌‌‍‌‍​ ‍​​ ​ ​ ​ ​ ​​​‍‌‌​ ​‍​ ​‍​‍‌‌​ ‌‌‌​‌​​‍ ‍‌‍ ‍‌‍​‌‌‍ ‌‌‍‌‌​‍‌‍‌ ​​‌‍‌‌‌ ​‍‌ ​ ‌ ​​‌‍‌‌‌‍​ ‌ ‌​‌‍‍‌‌ ‌‍‌‍‌‌​ ‌‌ ​​‌ ‌‌‌‍​‍‌‍ ​‌‍‍‌‌ ​ ‌‍‍​‌‍‌‌‌‍‌​​‍​‍‌ ‌
More​​​​‌ ‍ ​‍​‍‌‍ ‌ ​‍‌‍‍‌‌‍‌ ‌‍‍‌‌‍ ‍​‍​‍​ ‍‍​‍​‍‌ ​ ‌‍​‌‌‍ ‍‌‍‍‌‌ ‌​‌ ‍‌​‍ ‍‌‍‍‌‌‍ ​‍​‍​‍ ​​‍​‍‌‍‍​‌ ​‍‌‍‌‌‌‍‌‍​‍​‍​ ‍‍​‍​‍‌‍‍​‌ ‌​‌ ‌​‌ ​​‌ ​ ​ ‍‍​‍ ​‍ ‌‍​ ‌‍‍​‌‍‌‌‌‍ ​‌ ​ ‌‍‌‌‌‍​‌‌ ​​‌‍‍‌‌‍‌‌‌ ​‍‌ ​ ​‍ ‍‌ ​ ‌‍​‌‌‍ ‍‌‍‍‌‌ ‌​‌ ‍‌​‍ ‍‌ ​ ‌ ‌​‌ ‌‌‌‍‌​‌‍‍‌‌‍ ​‍ ‌‍‍‌‌‍ ‍‌ ‌​‌‍‌‌‌‍ ‍‌ ‌​​‍ ‌‍‌‌‌‍‌​‌‍‍‌‌ ‌​​‍ ‌‍ ‌‌‍ ‌‍‌​‌‍‌‌​ ‌‌ ​​‌ ​‍‌‍‌‌‌ ​ ‌‍‌‌‌‍ ‍‌ ‌​‌‍​‌‌ ‌​‌‍‍‌‌‍ ‌‍ ‍​ ‍ ‌‍‍‌‌‍‌​​ ‌‌‍‌‍‌‍ ‌‍ ‌ ‌​‌‍‌‌‌ ​‍​ ‍ ‌ ‌​‌ ‍‌‌ ​​‌‍‌‌​ ‌‌‍‌‍‌‍ ‌‍ ‌ ‌​‌‍‌‌‌ ​‍​ ‍ ‌ ​​‌‍​‌‌ ‌​‌‍‍​​ ‌‌‍​ ‌‍ ‌‍ ​‌ ‌‌‌‍ ‌‌‍ ‍‌ ​ ​‍‌‌​ ‌‌‌​​‍‌‌ ‌‍‍ ‌‍‌‌‌ ‍‌​‍‌‌​ ​ ‌​‌​​‍‌‌​ ​ ‌​‌​​‍‌‌​ ​‍​ ​‍​ ‌‌​ ​ ​ ‌‌​ ‍‌‌‍​ ​ ​‍‌‍‌​​ ‍​‌‍​‌​ ‍​​ ​ ​ ​ ​‍‌‌​ ​‍​ ​‍​‍‌‌​ ‌‌‌​‌​​‍ ‍‌ ‌​‌‍‍‌‌ ‌​‌‍ ​‌‍‌‌​ ‌‍​‍‌‍​‌‌ ​ ‌‍‌‌‌‌‌‌‌ ​‍‌‍ ​​ ‌‌‍‍​‌ ‌​‌ ‌​‌ ​​‌ ​ ​‍‌‌​ ​ ‌​​‌​‍‌‌​ ​‍‌​‌‍​‍‌‌​ ​‍‌​‌‍‌‍​ ‌‍‍​‌‍‌‌‌‍ ​‌ ​ ‌‍‌‌‌‍​‌‌ ​​‌‍‍‌‌‍‌‌‌ ​‍‌ ​ ​‍ ‍‌ ​ ‌‍​‌‌‍ ‍‌‍‍‌‌ ‌​‌ ‍‌​‍ ‍‌ ​ ‌ ‌​‌ ‌‌‌‍‌​‌‍‍‌‌‍ ​‍‌‍‌‍‍‌‌‍‌​​ ‌‌‍‌‍‌‍ ‌‍ ‌ ‌​‌‍‌‌‌ ​‍​‍‌‍‌ ‌​‌ ‍‌‌ ​​‌‍‌‌​ ‌‌‍‌‍‌‍ ‌‍ ‌ ‌​‌‍‌‌‌ ​‍​‍‌‍‌ ​​‌‍​‌‌ ‌​‌‍‍​​ ‌‌‍​ ‌‍ ‌‍ ​‌ ‌‌‌‍ ‌‌‍ ‍‌ ​ ​‍‌‌​ ‌‌‌​​‍‌‌ ‌‍‍ ‌‍‌‌‌ ‍‌​‍‌‌​ ​ ‌​‌​​‍‌‌​ ​ ‌​‌​​‍‌‌​ ​‍​ ​‍​ ‌‌​ ​ ​ ‌‌​ ‍‌‌‍​ ​ ​‍‌‍‌​​ ‍​‌‍​‌​ ‍​​ ​ ​ ​ ​‍‌‌​ ​‍​ ​‍​‍‌‌​ ‌‌‌​‌​​‍ ‍‌ ‌​‌‍‍‌‌ ‌​‌‍ ​‌‍‌‌​‍‌‍‌ ​​‌‍‌‌‌ ​‍‌ ​ ‌ ​​‌‍‌‌‌‍​ ‌ ‌​‌‍‍‌‌ ‌‍‌‍‌‌​ ‌‌ ​​‌ ‌‌‌‍​‍‌‍ ​‌‍‍‌‌ ​ ‌‍‍​‌‍‌‌‌‍‌​​‍​‍‌ ‌
Summer Camps​​​​‌ ‍ ​‍​‍‌‍ ‌ ​‍‌‍‍‌‌‍‌ ‌‍‍‌‌‍ ‍​‍​‍​ ‍‍​‍​‍‌ ​ ‌‍​‌‌‍ ‍‌‍‍‌‌ ‌​‌ ‍‌​‍ ‍‌‍‍‌‌‍ ​‍​‍​‍ ​​‍​‍‌‍‍​‌ ​‍‌‍‌‌‌‍‌‍​‍​‍​ ‍‍​‍​‍‌‍‍​‌ ‌​‌ ‌​‌ ​​‌ ​ ​ ‍‍​‍ ​‍ ‌‍​ ‌‍‍​‌‍‌‌‌‍ ​‌ ​ ‌‍‌‌‌‍​‌‌ ​​‌‍‍‌‌‍‌‌‌ ​‍‌ ​ ​‍ ‍‌ ​ ‌‍​‌‌‍ ‍‌‍‍‌‌ ‌​‌ ‍‌​‍ ‍‌ ​ ‌ ‌​‌ ‌‌‌‍‌​‌‍‍‌‌‍ ​‍ ‌‍‍‌‌‍ ‍‌ ‌​‌‍‌‌‌‍ ‍‌ ‌​​‍ ‌‍‌‌‌‍‌​‌‍‍‌‌ ‌​​‍ ‌‍ ‌‌‍ ‌‍‌​‌‍‌‌​ ‌‌ ​​‌ ​‍‌‍‌‌‌ ​ ‌‍‌‌‌‍ ‍‌ ‌​‌‍​‌‌ ‌​‌‍‍‌‌‍ ‌‍ ‍​ ‍ ‌‍‍‌‌‍‌​​ ‌‌‍‌‍‌‍ ‌‍ ‌ ‌​‌‍‌‌‌ ​‍​ ‍ ‌ ‌​‌ ‍‌‌ ​​‌‍‌‌​ ‌‌‍‌‍‌‍ ‌‍ ‌ ‌​‌‍‌‌‌ ​‍​ ‍ ‌ ​​‌‍​‌‌ ‌​‌‍‍​​ ‌‌‍​ ‌‍ ‌‍ ​‌ ‌‌‌‍ ‌‌‍ ‍‌ ​ ​‍‌‌​ ‌‌‌​​‍‌‌ ‌‍‍ ‌‍‌‌‌ ‍‌​‍‌‌​ ​ ‌​‌​​‍‌‌​ ​ ‌​‌​​‍‌‌​ ​‍​ ​‍​ ‌‌​ ​ ​ ‌‌​ ‍‌‌‍​ ​ ​‍‌‍‌​​ ‍​‌‍​‌​ ‍​​ ​ ​ ​ ​‍‌‌​ ​‍​ ​‍​‍‌‌​ ‌‌‌​‌​​‍ ‍‌‍ ​‌‍‍‌‌‍ ‍‌‍‍ ‌ ​ ​‍‌‌​ ‌‌‌​​‍‌‌ ‌‍‍ ‌‍‌‌‌ ‍‌​‍‌‌​ ​ ‌​‌​​‍‌‌​ ​ ‌​‌​​‍‌‌​ ​‍​ ​‍‌‍​ ​ ‌​‌‍​ ‌‍​‌‌‍​ ​ ​​‌‍​‌​ ‌​​ ‌ ​ ‍‌​ ‌‍‌‍‌​​‍‌‌​ ​‍​ ​‍​‍‌‌​ ‌‌‌​‌​​‍ ‍‌‍ ‍‌‍​‌‌‍ ‌‌‍‌‌​ ‌‍​‍‌‍​‌‌ ​ ‌‍‌‌‌‌‌‌‌ ​‍‌‍ ​​ ‌‌‍‍​‌ ‌​‌ ‌​‌ ​​‌ ​ ​‍‌‌​ ​ ‌​​‌​‍‌‌​ ​‍‌​‌‍​‍‌‌​ ​‍‌​‌‍‌‍​ ‌‍‍​‌‍‌‌‌‍ ​‌ ​ ‌‍‌‌‌‍​‌‌ ​​‌‍‍‌‌‍‌‌‌ ​‍‌ ​ ​‍ ‍‌ ​ ‌‍​‌‌‍ ‍‌‍‍‌‌ ‌​‌ ‍‌​‍ ‍‌ ​ ‌ ‌​‌ ‌‌‌‍‌​‌‍‍‌‌‍ ​‍‌‍‌‍‍‌‌‍‌​​ ‌‌‍‌‍‌‍ ‌‍ ‌ ‌​‌‍‌‌‌ ​‍​‍‌‍‌ ‌​‌ ‍‌‌ ​​‌‍‌‌​ ‌‌‍‌‍‌‍ ‌‍ ‌ ‌​‌‍‌‌‌ ​‍​‍‌‍‌ ​​‌‍​‌‌ ‌​‌‍‍​​ ‌‌‍​ ‌‍ ‌‍ ​‌ ‌‌‌‍ ‌‌‍ ‍‌ ​ ​‍‌‌​ ‌‌‌​​‍‌‌ ‌‍‍ ‌‍‌‌‌ ‍‌​‍‌‌​ ​ ‌​‌​​‍‌‌​ ​ ‌​‌​​‍‌‌​ ​‍​ ​‍​ ‌‌​ ​ ​ ‌‌​ ‍‌‌‍​ ​ ​‍‌‍‌​​ ‍​‌‍​‌​ ‍​​ ​ ​ ​ ​‍‌‌​ ​‍​ ​‍​‍‌‌​ ‌‌‌​‌​​‍ ‍‌‍ ​‌‍‍‌‌‍ ‍‌‍‍ ‌ ​ ​‍‌‌​ ‌‌‌​​‍‌‌ ‌‍‍ ‌‍‌‌‌ ‍‌​‍‌‌​ ​ ‌​‌​​‍‌‌​ ​ ‌​‌​​‍‌‌​ ​‍​ ​‍‌‍​ ​ ‌​‌‍​ ‌‍​‌‌‍​ ​ ​​‌‍​‌​ ‌​​ ‌ ​ ‍‌​ ‌‍‌‍‌​​‍‌‌​ ​‍​ ​‍​‍‌‌​ ‌‌‌​‌​​‍ ‍‌‍ ‍‌‍​‌‌‍ ‌‌‍‌‌​‍‌‍‌ ​​‌‍‌‌‌ ​‍‌ ​ ‌ ​​‌‍‌‌‌‍​ ‌ ‌​‌‍‍‌‌ ‌‍‌‍‌‌​ ‌‌ ​​‌ ‌‌‌‍​‍‌‍ ​‌‍‍‌‌ ​ ‌‍‍​‌‍‌‌‌‍‌​​‍​‍‌ ‌
Daycare + Preschool​​​​‌ ‍ ​‍​‍‌‍ ‌ ​‍‌‍‍‌‌‍‌ ‌‍‍‌‌‍ ‍​‍​‍​ ‍‍​‍​‍‌ ​ ‌‍​‌‌‍ ‍‌‍‍‌‌ ‌​‌ ‍‌​‍ ‍‌‍‍‌‌‍ ​‍​‍​‍ ​​‍​‍‌‍‍​‌ ​‍‌‍‌‌‌‍‌‍​‍​‍​ ‍‍​‍​‍‌‍‍​‌ ‌​‌ ‌​‌ ​​‌ ​ ​ ‍‍​‍ ​‍ ‌‍​ ‌‍‍​‌‍‌‌‌‍ ​‌ ​ ‌‍‌‌‌‍​‌‌ ​​‌‍‍‌‌‍‌‌‌ ​‍‌ ​ ​‍ ‍‌ ​ ‌‍​‌‌‍ ‍‌‍‍‌‌ ‌​‌ ‍‌​‍ ‍‌ ​ ‌ ‌​‌ ‌‌‌‍‌​‌‍‍‌‌‍ ​‍ ‌‍‍‌‌‍ ‍‌ ‌​‌‍‌‌‌‍ ‍‌ ‌​​‍ ‌‍‌‌‌‍‌​‌‍‍‌‌ ‌​​‍ ‌‍ ‌‌‍ ‌‍‌​‌‍‌‌​ ‌‌ ​​‌ ​‍‌‍‌‌‌ ​ ‌‍‌‌‌‍ ‍‌ ‌​‌‍​‌‌ ‌​‌‍‍‌‌‍ ‌‍ ‍​ ‍ ‌‍‍‌‌‍‌​​ ‌‌‍‌‍‌‍ ‌‍ ‌ ‌​‌‍‌‌‌ ​‍​ ‍ ‌ ‌​‌ ‍‌‌ ​​‌‍‌‌​ ‌‌‍‌‍‌‍ ‌‍ ‌ ‌​‌‍‌‌‌ ​‍​ ‍ ‌ ​​‌‍​‌‌ ‌​‌‍‍​​ ‌‌‍​ ‌‍ ‌‍ ​‌ ‌‌‌‍ ‌‌‍ ‍‌ ​ ​‍‌‌​ ‌‌‌​​‍‌‌ ‌‍‍ ‌‍‌‌‌ ‍‌​‍‌‌​ ​ ‌​‌​​‍‌‌​ ​ ‌​‌​​‍‌‌​ ​‍​ ​‍​ ‌‌​ ​ ​ ‌‌​ ‍‌‌‍​ ​ ​‍‌‍‌​​ ‍​‌‍​‌​ ‍​​ ​ ​ ​ ​‍‌‌​ ​‍​ ​‍​‍‌‌​ ‌‌‌​‌​​‍ ‍‌‍ ​‌‍‍‌‌‍ ‍‌‍‍ ‌ ​ ​‍‌‌​ ‌‌‌​​‍‌‌ ‌‍‍ ‌‍‌‌‌ ‍‌​‍‌‌​ ​ ‌​‌​​‍‌‌​ ​ ‌​‌​​‍‌‌​ ​‍​ ​‍​ ​ ​ ​‌​ ‍​​ ​ ​ ​ ​ ​‍​ ​ ‌‍​‌​ ‌‍​ ‌‍​ ‌‍‌‍​‌​‍‌‌​ ​‍​ ​‍​‍‌‌​ ‌‌‌​‌​​‍ ‍‌‍ ‍‌‍​‌‌‍ ‌‌‍‌‌​ ‌‍​‍‌‍​‌‌ ​ ‌‍‌‌‌‌‌‌‌ ​‍‌‍ ​​ ‌‌‍‍​‌ ‌​‌ ‌​‌ ​​‌ ​ ​‍‌‌​ ​ ‌​​‌​‍‌‌​ ​‍‌​‌‍​‍‌‌​ ​‍‌​‌‍‌‍​ ‌‍‍​‌‍‌‌‌‍ ​‌ ​ ‌‍‌‌‌‍​‌‌ ​​‌‍‍‌‌‍‌‌‌ ​‍‌ ​ ​‍ ‍‌ ​ ‌‍​‌‌‍ ‍‌‍‍‌‌ ‌​‌ ‍‌​‍ ‍‌ ​ ‌ ‌​‌ ‌‌‌‍‌​‌‍‍‌‌‍ ​‍‌‍‌‍‍‌‌‍‌​​ ‌‌‍‌‍‌‍ ‌‍ ‌ ‌​‌‍‌‌‌ ​‍​‍‌‍‌ ‌​‌ ‍‌‌ ​​‌‍‌‌​ ‌‌‍‌‍‌‍ ‌‍ ‌ ‌​‌‍‌‌‌ ​‍​‍‌‍‌ ​​‌‍​‌‌ ‌​‌‍‍​​ ‌‌‍​ ‌‍ ‌‍ ​‌ ‌‌‌‍ ‌‌‍ ‍‌ ​ ​‍‌‌​ ‌‌‌​​‍‌‌ ‌‍‍ ‌‍‌‌‌ ‍‌​‍‌‌​ ​ ‌​‌​​‍‌‌​ ​ ‌​‌​​‍‌‌​ ​‍​ ​‍​ ‌‌​ ​ ​ ‌‌​ ‍‌‌‍​ ​ ​‍‌‍‌​​ ‍​‌‍​‌​ ‍​​ ​ ​ ​ ​‍‌‌​ ​‍​ ​‍​‍‌‌​ ‌‌‌​‌​​‍ ‍‌‍ ​‌‍‍‌‌‍ ‍‌‍‍ ‌ ​ ​‍‌‌​ ‌‌‌​​‍‌‌ ‌‍‍ ‌‍‌‌‌ ‍‌​‍‌‌​ ​ ‌​‌​​‍‌‌​ ​ ‌​‌​​‍‌‌​ ​‍​ ​‍​ ​ ​ ​‌​ ‍​​ ​ ​ ​ ​ ​‍​ ​ ‌‍​‌​ ‌‍​ ‌‍​ ‌‍‌‍​‌​‍‌‌​ ​‍​ ​‍​‍‌‌​ ‌‌‌​‌​​‍ ‍‌‍ ‍‌‍​‌‌‍ ‌‌‍‌‌​‍‌‍‌ ​​‌‍‌‌‌ ​‍‌ ​ ‌ ​​‌‍‌‌‌‍​ ‌ ‌​‌‍‍‌‌ ‌‍‌‍‌‌​ ‌‌ ​​‌ ‌‌‌‍​‍‌‍ ​‌‍‍‌‌ ​ ‌‍‍​‌‍‌‌‌‍‌​​‍​‍‌ ‌
Parking​​​​‌ ‍ ​‍​‍‌‍ ‌ ​‍‌‍‍‌‌‍‌ ‌‍‍‌‌‍ ‍​‍​‍​ ‍‍​‍​‍‌ ​ ‌‍​‌‌‍ ‍‌‍‍‌‌ ‌​‌ ‍‌​‍ ‍‌‍‍‌‌‍ ​‍​‍​‍ ​​‍​‍‌‍‍​‌ ​‍‌‍‌‌‌‍‌‍​‍​‍​ ‍‍​‍​‍‌‍‍​‌ ‌​‌ ‌​‌ ​​‌ ​ ​ ‍‍​‍ ​‍ ‌‍​ ‌‍‍​‌‍‌‌‌‍ ​‌ ​ ‌‍‌‌‌‍​‌‌ ​​‌‍‍‌‌‍‌‌‌ ​‍‌ ​ ​‍ ‍‌ ​ ‌‍​‌‌‍ ‍‌‍‍‌‌ ‌​‌ ‍‌​‍ ‍‌ ​ ‌ ‌​‌ ‌‌‌‍‌​‌‍‍‌‌‍ ​‍ ‌‍‍‌‌‍ ‍‌ ‌​‌‍‌‌‌‍ ‍‌ ‌​​‍ ‌‍‌‌‌‍‌​‌‍‍‌‌ ‌​​‍ ‌‍ ‌‌‍ ‌‍‌​‌‍‌‌​ ‌‌ ​​‌ ​‍‌‍‌‌‌ ​ ‌‍‌‌‌‍ ‍‌ ‌​‌‍​‌‌ ‌​‌‍‍‌‌‍ ‌‍ ‍​ ‍ ‌‍‍‌‌‍‌​​ ‌‌‍‌‍‌‍ ‌‍ ‌ ‌​‌‍‌‌‌ ​‍​ ‍ ‌ ‌​‌ ‍‌‌ ​​‌‍‌‌​ ‌‌‍‌‍‌‍ ‌‍ ‌ ‌​‌‍‌‌‌ ​‍​ ‍ ‌ ​​‌‍​‌‌ ‌​‌‍‍​​ ‌‌‍​ ‌‍ ‌‍ ​‌ ‌‌‌‍ ‌‌‍ ‍‌ ​ ​‍‌‌​ ‌‌‌​​‍‌‌ ‌‍‍ ‌‍‌‌‌ ‍‌​‍‌‌​ ​ ‌​‌​​‍‌‌​ ​ ‌​‌​​‍‌‌​ ​‍​ ​‍​ ‌‌​ ​ ​ ‌‌​ ‍‌‌‍​ ​ ​‍‌‍‌​​ ‍​‌‍​‌​ ‍​​ ​ ​ ​ ​‍‌‌​ ​‍​ ​‍​‍‌‌​ ‌‌‌​‌​​‍ ‍‌‍ ​‌‍‍‌‌‍ ‍‌‍‍ ‌ ​ ​‍‌‌​ ‌‌‌​​‍‌‌ ‌‍‍ ‌‍‌‌‌ ‍‌​‍‌‌​ ​ ‌​‌​​‍‌‌​ ​ ‌​‌​​‍‌‌​ ​‍​ ​‍‌‍​‍​ ​​‌‍‌‍​ ‌‍‌‍‌‍​ ​‌‌‍‌‌‌‍‌‍​ ‌ ​ ​‌‌‍‌‍‌‍‌​​‍‌‌​ ​‍​ ​‍​‍‌‌​ ‌‌‌​‌​​‍ ‍‌‍ ‍‌‍​‌‌‍ ‌‌‍‌‌​ ‌‍​‍‌‍​‌‌ ​ ‌‍‌‌‌‌‌‌‌ ​‍‌‍ ​​ ‌‌‍‍​‌ ‌​‌ ‌​‌ ​​‌ ​ ​‍‌‌​ ​ ‌​​‌​‍‌‌​ ​‍‌​‌‍​‍‌‌​ ​‍‌​‌‍‌‍​ ‌‍‍​‌‍‌‌‌‍ ​‌ ​ ‌‍‌‌‌‍​‌‌ ​​‌‍‍‌‌‍‌‌‌ ​‍‌ ​ ​‍ ‍‌ ​ ‌‍​‌‌‍ ‍‌‍‍‌‌ ‌​‌ ‍‌​‍ ‍‌ ​ ‌ ‌​‌ ‌‌‌‍‌​‌‍‍‌‌‍ ​‍‌‍‌‍‍‌‌‍‌​​ ‌‌‍‌‍‌‍ ‌‍ ‌ ‌​‌‍‌‌‌ ​‍​‍‌‍‌ ‌​‌ ‍‌‌ ​​‌‍‌‌​ ‌‌‍‌‍‌‍ ‌‍ ‌ ‌​‌‍‌‌‌ ​‍​‍‌‍‌ ​​‌‍​‌‌ ‌​‌‍‍​​ ‌‌‍​ ‌‍ ‌‍ ​‌ ‌‌‌‍ ‌‌‍ ‍‌ ​ ​‍‌‌​ ‌‌‌​​‍‌‌ ‌‍‍ ‌‍‌‌‌ ‍‌​‍‌‌​ ​ ‌​‌​​‍‌‌​ ​ ‌​‌​​‍‌‌​ ​‍​ ​‍​ ‌‌​ ​ ​ ‌‌​ ‍‌‌‍​ ​ ​‍‌‍‌​​ ‍​‌‍​‌​ ‍​​ ​ ​ ​ ​‍‌‌​ ​‍​ ​‍​‍‌‌​ ‌‌‌​‌​​‍ ‍‌‍ ​‌‍‍‌‌‍ ‍‌‍‍ ‌ ​ ​‍‌‌​ ‌‌‌​​‍‌‌ ‌‍‍ ‌‍‌‌‌ ‍‌​‍‌‌​ ​ ‌​‌​​‍‌‌​ ​ ‌​‌​​‍‌‌​ ​‍​ ​‍‌‍​‍​ ​​‌‍‌‍​ ‌‍‌‍‌‍​ ​‌‌‍‌‌‌‍‌‍​ ‌ ​ ​‌‌‍‌‍‌‍‌​​‍‌‌​ ​‍​ ​‍​‍‌‌​ ‌‌‌​‌​​‍ ‍‌‍ ‍‌‍​‌‌‍ ‌‌‍‌‌​‍‌‍‌ ​​‌‍‌‌‌ ​‍‌ ​ ‌ ​​‌‍‌‌‌‍​ ‌ ‌​‌‍‍‌‌ ‌‍‌‍‌‌​ ‌‌ ​​‌ ‌‌‌‍​‍‌‍ ​‌‍‍‌‌ ​ ‌‍‍​‌‍‌‌‌‍‌​​‍​‍‌ ‌
Dining​​​​‌ ‍ ​‍​‍‌‍ ‌ ​‍‌‍‍‌‌‍‌ ‌‍‍‌‌‍ ‍​‍​‍​ ‍‍​‍​‍‌ ​ ‌‍​‌‌‍ ‍‌‍‍‌‌ ‌​‌ ‍‌​‍ ‍‌‍‍‌‌‍ ​‍​‍​‍ ​​‍​‍‌‍‍​‌ ​‍‌‍‌‌‌‍‌‍​‍​‍​ ‍‍​‍​‍‌‍‍​‌ ‌​‌ ‌​‌ ​​‌ ​ ​ ‍‍​‍ ​‍ ‌‍​ ‌‍‍​‌‍‌‌‌‍ ​‌ ​ ‌‍‌‌‌‍​‌‌ ​​‌‍‍‌‌‍‌‌‌ ​‍‌ ​ ​‍ ‍‌ ​ ‌‍​‌‌‍ ‍‌‍‍‌‌ ‌​‌ ‍‌​‍ ‍‌ ​ ‌ ‌​‌ ‌‌‌‍‌​‌‍‍‌‌‍ ​‍ ‌‍‍‌‌‍ ‍‌ ‌​‌‍‌‌‌‍ ‍‌ ‌​​‍ ‌‍‌‌‌‍‌​‌‍‍‌‌ ‌​​‍ ‌‍ ‌‌‍ ‌‍‌​‌‍‌‌​ ‌‌ ​​‌ ​‍‌‍‌‌‌ ​ ‌‍‌‌‌‍ ‍‌ ‌​‌‍​‌‌ ‌​‌‍‍‌‌‍ ‌‍ ‍​ ‍ ‌‍‍‌‌‍‌​​ ‌‌‍‌‍‌‍ ‌‍ ‌ ‌​‌‍‌‌‌ ​‍​ ‍ ‌ ‌​‌ ‍‌‌ ​​‌‍‌‌​ ‌‌‍‌‍‌‍ ‌‍ ‌ ‌​‌‍‌‌‌ ​‍​ ‍ ‌ ​​‌‍​‌‌ ‌​‌‍‍​​ ‌‌‍​ ‌‍ ‌‍ ​‌ ‌‌‌‍ ‌‌‍ ‍‌ ​ ​‍‌‌​ ‌‌‌​​‍‌‌ ‌‍‍ ‌‍‌‌‌ ‍‌​‍‌‌​ ​ ‌​‌​​‍‌‌​ ​ ‌​‌​​‍‌‌​ ​‍​ ​‍​ ‌‌​ ​ ​ ‌‌​ ‍‌‌‍​ ​ ​‍‌‍‌​​ ‍​‌‍​‌​ ‍​​ ​ ​ ​ ​‍‌‌​ ​‍​ ​‍​‍‌‌​ ‌‌‌​‌​​‍ ‍‌‍ ​‌‍‍‌‌‍ ‍‌‍‍ ‌ ​ ​‍‌‌​ ‌‌‌​​‍‌‌ ‌‍‍ ‌‍‌‌‌ ‍‌​‍‌‌​ ​ ‌​‌​​‍‌‌​ ​ ‌​‌​​‍‌‌​ ​‍​ ​‍​ ‍​‌‍‌‍‌‍‌​​ ‌‍​ ‍‌‌‍​‍‌‍‌‌​ ‌ ‌‍‌‍​ ‌​​ ‌​​ ​‍​‍‌‌​ ​‍​ ​‍​‍‌‌​ ‌‌‌​‌​​‍ ‍‌‍ ‍‌‍​‌‌‍ ‌‌‍‌‌​ ‌‍​‍‌‍​‌‌ ​ ‌‍‌‌‌‌‌‌‌ ​‍‌‍ ​​ ‌‌‍‍​‌ ‌​‌ ‌​‌ ​​‌ ​ ​‍‌‌​ ​ ‌​​‌​‍‌‌​ ​‍‌​‌‍​‍‌‌​ ​‍‌​‌‍‌‍​ ‌‍‍​‌‍‌‌‌‍ ​‌ ​ ‌‍‌‌‌‍​‌‌ ​​‌‍‍‌‌‍‌‌‌ ​‍‌ ​ ​‍ ‍‌ ​ ‌‍​‌‌‍ ‍‌‍‍‌‌ ‌​‌ ‍‌​‍ ‍‌ ​ ‌ ‌​‌ ‌‌‌‍‌​‌‍‍‌‌‍ ​‍‌‍‌‍‍‌‌‍‌​​ ‌‌‍‌‍‌‍ ‌‍ ‌ ‌​‌‍‌‌‌ ​‍​‍‌‍‌ ‌​‌ ‍‌‌ ​​‌‍‌‌​ ‌‌‍‌‍‌‍ ‌‍ ‌ ‌​‌‍‌‌‌ ​‍​‍‌‍‌ ​​‌‍​‌‌ ‌​‌‍‍​​ ‌‌‍​ ‌‍ ‌‍ ​‌ ‌‌‌‍ ‌‌‍ ‍‌ ​ ​‍‌‌​ ‌‌‌​​‍‌‌ ‌‍‍ ‌‍‌‌‌ ‍‌​‍‌‌​ ​ ‌​‌​​‍‌‌​ ​ ‌​‌​​‍‌‌​ ​‍​ ​‍​ ‌‌​ ​ ​ ‌‌​ ‍‌‌‍​ ​ ​‍‌‍‌​​ ‍​‌‍​‌​ ‍​​ ​ ​ ​ ​‍‌‌​ ​‍​ ​‍​‍‌‌​ ‌‌‌​‌​​‍ ‍‌‍ ​‌‍‍‌‌‍ ‍‌‍‍ ‌ ​ ​‍‌‌​ ‌‌‌​​‍‌‌ ‌‍‍ ‌‍‌‌‌ ‍‌​‍‌‌​ ​ ‌​‌​​‍‌‌​ ​ ‌​‌​​‍‌‌​ ​‍​ ​‍​ ‍​‌‍‌‍‌‍‌​​ ‌‍​ ‍‌‌‍​‍‌‍‌‌​ ‌ ‌‍‌‍​ ‌​​ ‌​​ ​‍​‍‌‌​ ​‍​ ​‍​‍‌‌​ ‌‌‌​‌​​‍ ‍‌‍ ‍‌‍​‌‌‍ ‌‌‍‌‌​‍‌‍‌ ​​‌‍‌‌‌ ​‍‌ ​ ‌ ​​‌‍‌‌‌‍​ ‌ ‌​‌‍‍‌‌ ‌‍‌‍‌‌​ ‌‌ ​​‌ ‌‌‌‍​‍‌‍ ​‌‍‍‌‌ ​ ‌‍‍​‌‍‌‌‌‍‌​​‍​‍‌ ‌
Attractions & Services​​​​‌ ‍ ​‍​‍‌‍ ‌ ​‍‌‍‍‌‌‍‌ ‌‍‍‌‌‍ ‍​‍​‍​ ‍‍​‍​‍‌ ​ ‌‍​‌‌‍ ‍‌‍‍‌‌ ‌​‌ ‍‌​‍ ‍‌‍‍‌‌‍ ​‍​‍​‍ ​​‍​‍‌‍‍​‌ ​‍‌‍‌‌‌‍‌‍​‍​‍​ ‍‍​‍​‍‌‍‍​‌ ‌​‌ ‌​‌ ​​‌ ​ ​ ‍‍​‍ ​‍ ‌‍​ ‌‍‍​‌‍‌‌‌‍ ​‌ ​ ‌‍‌‌‌‍​‌‌ ​​‌‍‍‌‌‍‌‌‌ ​‍‌ ​ ​‍ ‍‌ ​ ‌‍​‌‌‍ ‍‌‍‍‌‌ ‌​‌ ‍‌​‍ ‍‌ ​ ‌ ‌​‌ ‌‌‌‍‌​‌‍‍‌‌‍ ​‍ ‌‍‍‌‌‍ ‍‌ ‌​‌‍‌‌‌‍ ‍‌ ‌​​‍ ‌‍‌‌‌‍‌​‌‍‍‌‌ ‌​​‍ ‌‍ ‌‌‍ ‌‍‌​‌‍‌‌​ ‌‌ ​​‌ ​‍‌‍‌‌‌ ​ ‌‍‌‌‌‍ ‍‌ ‌​‌‍​‌‌ ‌​‌‍‍‌‌‍ ‌‍ ‍​ ‍ ‌‍‍‌‌‍‌​​ ‌‌‍‌‍‌‍ ‌‍ ‌ ‌​‌‍‌‌‌ ​‍​ ‍ ‌ ‌​‌ ‍‌‌ ​​‌‍‌‌​ ‌‌‍‌‍‌‍ ‌‍ ‌ ‌​‌‍‌‌‌ ​‍​ ‍ ‌ ​​‌‍​‌‌ ‌​‌‍‍​​ ‌‌‍​ ‌‍ ‌‍ ​‌ ‌‌‌‍ ‌‌‍ ‍‌ ​ ​‍‌‌​ ‌‌‌​​‍‌‌ ‌‍‍ ‌‍‌‌‌ ‍‌​‍‌‌​ ​ ‌​‌​​‍‌‌​ ​ ‌​‌​​‍‌‌​ ​‍​ ​‍​ ‌‌​ ​ ​ ‌‌​ ‍‌‌‍​ ​ ​‍‌‍‌​​ ‍​‌‍​‌​ ‍​​ ​ ​ ​ ​‍‌‌​ ​‍​ ​‍​‍‌‌​ ‌‌‌​‌​​‍ ‍‌‍ ​‌‍‍‌‌‍ ‍‌‍‍ ‌ ​ ​‍‌‌​ ‌‌‌​​‍‌‌ ‌‍‍ ‌‍‌‌‌ ‍‌​‍‌‌​ ​ ‌​‌​​‍‌‌​ ​ ‌​‌​​‍‌‌​ ​‍​ ​‍​ ​​​ ​ ​ ‍‌​ ‍‌​ ​‍​ ‌​‌‍​‍​ ‌ ​ ​‍​ ‌ ‌‍​‍‌‍‌​​‍‌‌​ ​‍​ ​‍​‍‌‌​ ‌‌‌​‌​​‍ ‍‌‍ ‍‌‍​‌‌‍ ‌‌‍‌‌​ ‌‍​‍‌‍​‌‌ ​ ‌‍‌‌‌‌‌‌‌ ​‍‌‍ ​​ ‌‌‍‍​‌ ‌​‌ ‌​‌ ​​‌ ​ ​‍‌‌​ ​ ‌​​‌​‍‌‌​ ​‍‌​‌‍​‍‌‌​ ​‍‌​‌‍‌‍​ ‌‍‍​‌‍‌‌‌‍ ​‌ ​ ‌‍‌‌‌‍​‌‌ ​​‌‍‍‌‌‍‌‌‌ ​‍‌ ​ ​‍ ‍‌ ​ ‌‍​‌‌‍ ‍‌‍‍‌‌ ‌​‌ ‍‌​‍ ‍‌ ​ ‌ ‌​‌ ‌‌‌‍‌​‌‍‍‌‌‍ ​‍‌‍‌‍‍‌‌‍‌​​ ‌‌‍‌‍‌‍ ‌‍ ‌ ‌​‌‍‌‌‌ ​‍​‍‌‍‌ ‌​‌ ‍‌‌ ​​‌‍‌‌​ ‌‌‍‌‍‌‍ ‌‍ ‌ ‌​‌‍‌‌‌ ​‍​‍‌‍‌ ​​‌‍​‌‌ ‌​‌‍‍​​ ‌‌‍​ ‌‍ ‌‍ ​‌ ‌‌‌‍ ‌‌‍ ‍‌ ​ ​‍‌‌​ ‌‌‌​​‍‌‌ ‌‍‍ ‌‍‌‌‌ ‍‌​‍‌‌​ ​ ‌​‌​​‍‌‌​ ​ ‌​‌​​‍‌‌​ ​‍​ ​‍​ ‌‌​ ​ ​ ‌‌​ ‍‌‌‍​ ​ ​‍‌‍‌​​ ‍​‌‍​‌​ ‍​​ ​ ​ ​ ​‍‌‌​ ​‍​ ​‍​‍‌‌​ ‌‌‌​‌​​‍ ‍‌‍ ​‌‍‍‌‌‍ ‍‌‍‍ ‌ ​ ​‍‌‌​ ‌‌‌​​‍‌‌ ‌‍‍ ‌‍‌‌‌ ‍‌​‍‌‌​ ​ ‌​‌​​‍‌‌​ ​ ‌​‌​​‍‌‌​ ​‍​ ​‍​ ​​​ ​ ​ ‍‌​ ‍‌​ ​‍​ ‌​‌‍​‍​ ‌ ​ ​‍​ ‌ ‌‍​‍‌‍‌​​‍‌‌​ ​‍​ ​‍​‍‌‌​ ‌‌‌​‌​​‍ ‍‌‍ ‍‌‍​‌‌‍ ‌‌‍‌‌​‍‌‍‌ ​​‌‍‌‌‌ ​‍‌ ​ ‌ ​​‌‍‌‌‌‍​ ‌ ‌​‌‍‍‌‌ ‌‍‌‍‌‌​ ‌‌ ​​‌ ‌‌‌‍​‍‌‍ ​‌‍‍‌‌ ​ ‌‍‍​‌‍‌‌‌‍‌​​‍​‍‌ ‌
Stay in Touch​​​​‌ ‍ ​‍​‍‌‍ ‌ ​‍‌‍‍‌‌‍‌ ‌‍‍‌‌‍ ‍​‍​‍​ ‍‍​‍​‍‌ ​ ‌‍​‌‌‍ ‍‌‍‍‌‌ ‌​‌ ‍‌​‍ ‍‌‍‍‌‌‍ ​‍​‍​‍ ​​‍​‍‌‍‍​‌ ​‍‌‍‌‌‌‍‌‍​‍​‍​ ‍‍​‍​‍‌‍‍​‌ ‌​‌ ‌​‌ ​​‌ ​ ​ ‍‍​‍ ​‍ ‌‍​ ‌‍‍​‌‍‌‌‌‍ ​‌ ​ ‌‍‌‌‌‍​‌‌ ​​‌‍‍‌‌‍‌‌‌ ​‍‌ ​ ​‍ ‍‌ ​ ‌‍​‌‌‍ ‍‌‍‍‌‌ ‌​‌ ‍‌​‍ ‍‌ ​ ‌ ‌​‌ ‌‌‌‍‌​‌‍‍‌‌‍ ​‍ ‌‍‍‌‌‍ ‍‌ ‌​‌‍‌‌‌‍ ‍‌ ‌​​‍ ‌‍‌‌‌‍‌​‌‍‍‌‌ ‌​​‍ ‌‍ ‌‌‍ ‌‍‌​‌‍‌‌​ ‌‌ ​​‌ ​‍‌‍‌‌‌ ​ ‌‍‌‌‌‍ ‍‌ ‌​‌‍​‌‌ ‌​‌‍‍‌‌‍ ‌‍ ‍​ ‍ ‌‍‍‌‌‍‌​​ ‌‌‍‌‍‌‍ ‌‍ ‌ ‌​‌‍‌‌‌ ​‍​ ‍ ‌ ‌​‌ ‍‌‌ ​​‌‍‌‌​ ‌‌‍‌‍‌‍ ‌‍ ‌ ‌​‌‍‌‌‌ ​‍​ ‍ ‌ ​​‌‍​‌‌ ‌​‌‍‍​​ ‌‌‍​ ‌‍ ‌‍ ​‌ ‌‌‌‍ ‌‌‍ ‍‌ ​ ​‍‌‌​ ‌‌‌​​‍‌‌ ‌‍‍ ‌‍‌‌‌ ‍‌​‍‌‌​ ​ ‌​‌​​‍‌‌​ ​ ‌​‌​​‍‌‌​ ​‍​ ​‍​ ‍​‌‍​‍‌‍‌​​ ​‌‌‍​‍‌‍‌‌‌‍‌‌‌‍‌​‌‍​‌​ ​‍‌‍‌‌‌‍​‌​‍‌‌​ ​‍​ ​‍​‍‌‌​ ‌‌‌​‌​​‍ ‍‌ ‌​‌‍‍‌‌ ‌​‌‍ ​‌‍‌‌​ ‌‍​‍‌‍​‌‌ ​ ‌‍‌‌‌‌‌‌‌ ​‍‌‍ ​​ ‌‌‍‍​‌ ‌​‌ ‌​‌ ​​‌ ​ ​‍‌‌​ ​ ‌​​‌​‍‌‌​ ​‍‌​‌‍​‍‌‌​ ​‍‌​‌‍‌‍​ ‌‍‍​‌‍‌‌‌‍ ​‌ ​ ‌‍‌‌‌‍​‌‌ ​​‌‍‍‌‌‍‌‌‌ ​‍‌ ​ ​‍ ‍‌ ​ ‌‍​‌‌‍ ‍‌‍‍‌‌ ‌​‌ ‍‌​‍ ‍‌ ​ ‌ ‌​‌ ‌‌‌‍‌​‌‍‍‌‌‍ ​‍‌‍‌‍‍‌‌‍‌​​ ‌‌‍‌‍‌‍ ‌‍ ‌ ‌​‌‍‌‌‌ ​‍​‍‌‍‌ ‌​‌ ‍‌‌ ​​‌‍‌‌​ ‌‌‍‌‍‌‍ ‌‍ ‌ ‌​‌‍‌‌‌ ​‍​‍‌‍‌ ​​‌‍​‌‌ ‌​‌‍‍​​ ‌‌‍​ ‌‍ ‌‍ ​‌ ‌‌‌‍ ‌‌‍ ‍‌ ​ ​‍‌‌​ ‌‌‌​​‍‌‌ ‌‍‍ ‌‍‌‌‌ ‍‌​‍‌‌​ ​ ‌​‌​​‍‌‌​ ​ ‌​‌​​‍‌‌​ ​‍​ ​‍​ ‍​‌‍​‍‌‍‌​​ ​‌‌‍​‍‌‍‌‌‌‍‌‌‌‍‌​‌‍​‌​ ​‍‌‍‌‌‌‍​‌​‍‌‌​ ​‍​ ​‍​‍‌‌​ ‌‌‌​‌​​‍ ‍‌ ‌​‌‍‍‌‌ ‌​‌‍ ​‌‍‌‌​‍‌‍‌ ​​‌‍‌‌‌ ​‍‌ ​ ‌ ​​‌‍‌‌‌‍​ ‌ ‌​‌‍‍‌‌ ‌‍‌‍‌‌​ ‌‌ ​​‌ ‌‌‌‍​‍‌‍ ​‌‍‍‌‌ ​ ‌‍‍​‌‍‌‌‌‍‌​​‍​‍‌ ‌
News + Press​​​​‌ ‍ ​‍​‍‌‍ ‌ ​‍‌‍‍‌‌‍‌ ‌‍‍‌‌‍ ‍​‍​‍​ ‍‍​‍​‍‌ ​ ‌‍​‌‌‍ ‍‌‍‍‌‌ ‌​‌ ‍‌​‍ ‍‌‍‍‌‌‍ ​‍​‍​‍ ​​‍​‍‌‍‍​‌ ​‍‌‍‌‌‌‍‌‍​‍​‍​ ‍‍​‍​‍‌‍‍​‌ ‌​‌ ‌​‌ ​​‌ ​ ​ ‍‍​‍ ​‍ ‌‍​ ‌‍‍​‌‍‌‌‌‍ ​‌ ​ ‌‍‌‌‌‍​‌‌ ​​‌‍‍‌‌‍‌‌‌ ​‍‌ ​ ​‍ ‍‌ ​ ‌‍​‌‌‍ ‍‌‍‍‌‌ ‌​‌ ‍‌​‍ ‍‌ ​ ‌ ‌​‌ ‌‌‌‍‌​‌‍‍‌‌‍ ​‍ ‌‍‍‌‌‍ ‍‌ ‌​‌‍‌‌‌‍ ‍‌ ‌​​‍ ‌‍‌‌‌‍‌​‌‍‍‌‌ ‌​​‍ ‌‍ ‌‌‍ ‌‍‌​‌‍‌‌​ ‌‌ ​​‌ ​‍‌‍‌‌‌ ​ ‌‍‌‌‌‍ ‍‌ ‌​‌‍​‌‌ ‌​‌‍‍‌‌‍ ‌‍ ‍​ ‍ ‌‍‍‌‌‍‌​​ ‌‌‍‌‍‌‍ ‌‍ ‌ ‌​‌‍‌‌‌ ​‍​ ‍ ‌ ‌​‌ ‍‌‌ ​​‌‍‌‌​ ‌‌‍‌‍‌‍ ‌‍ ‌ ‌​‌‍‌‌‌ ​‍​ ‍ ‌ ​​‌‍​‌‌ ‌​‌‍‍​​ ‌‌‍​ ‌‍ ‌‍ ​‌ ‌‌‌‍ ‌‌‍ ‍‌ ​ ​‍‌‌​ ‌‌‌​​‍‌‌ ‌‍‍ ‌‍‌‌‌ ‍‌​‍‌‌​ ​ ‌​‌​​‍‌‌​ ​ ‌​‌​​‍‌‌​ ​‍​ ​‍​ ‍​‌‍​‍‌‍‌​​ ​‌‌‍​‍‌‍‌‌‌‍‌‌‌‍‌​‌‍​‌​ ​‍‌‍‌‌‌‍​‌​‍‌‌​ ​‍​ ​‍​‍‌‌​ ‌‌‌​‌​​‍ ‍‌‍ ​‌‍‍‌‌‍ ‍‌‍‍ ‌ ​ ​‍‌‌​ ‌‌‌​​‍‌‌ ‌‍‍ ‌‍‌‌‌ ‍‌​‍‌‌​ ​ ‌​‌​​‍‌‌​ ​ ‌​‌​​‍‌‌​ ​‍​ ​‍‌‍‌‍​ ‌‌​ ​‍​ ‍‌‌‍​‌‌‍‌​​ ‍​‌‍​‍​ ‍‌​ ​‍​ ‌​​ ​ ​‍‌‌​ ​‍​ ​‍​‍‌‌​ ‌‌‌​‌​​‍ ‍‌‍ ‍‌‍​‌‌‍ ‌‌‍‌‌​ ‌‍​‍‌‍​‌‌ ​ ‌‍‌‌‌‌‌‌‌ ​‍‌‍ ​​ ‌‌‍‍​‌ ‌​‌ ‌​‌ ​​‌ ​ ​‍‌‌​ ​ ‌​​‌​‍‌‌​ ​‍‌​‌‍​‍‌‌​ ​‍‌​‌‍‌‍​ ‌‍‍​‌‍‌‌‌‍ ​‌ ​ ‌‍‌‌‌‍​‌‌ ​​‌‍‍‌‌‍‌‌‌ ​‍‌ ​ ​‍ ‍‌ ​ ‌‍​‌‌‍ ‍‌‍‍‌‌ ‌​‌ ‍‌​‍ ‍‌ ​ ‌ ‌​‌ ‌‌‌‍‌​‌‍‍‌‌‍ ​‍‌‍‌‍‍‌‌‍‌​​ ‌‌‍‌‍‌‍ ‌‍ ‌ ‌​‌‍‌‌‌ ​‍​‍‌‍‌ ‌​‌ ‍‌‌ ​​‌‍‌‌​ ‌‌‍‌‍‌‍ ‌‍ ‌ ‌​‌‍‌‌‌ ​‍​‍‌‍‌ ​​‌‍​‌‌ ‌​‌‍‍​​ ‌‌‍​ ‌‍ ‌‍ ​‌ ‌‌‌‍ ‌‌‍ ‍‌ ​ ​‍‌‌​ ‌‌‌​​‍‌‌ ‌‍‍ ‌‍‌‌‌ ‍‌​‍‌‌​ ​ ‌​‌​​‍‌‌​ ​ ‌​‌​​‍‌‌​ ​‍​ ​‍​ ‍​‌‍​‍‌‍‌​​ ​‌‌‍​‍‌‍‌‌‌‍‌‌‌‍‌​‌‍​‌​ ​‍‌‍‌‌‌‍​‌​‍‌‌​ ​‍​ ​‍​‍‌‌​ ‌‌‌​‌​​‍ ‍‌‍ ​‌‍‍‌‌‍ ‍‌‍‍ ‌ ​ ​‍‌‌​ ‌‌‌​​‍‌‌ ‌‍‍ ‌‍‌‌‌ ‍‌​‍‌‌​ ​ ‌​‌​​‍‌‌​ ​ ‌​‌​​‍‌‌​ ​‍​ ​‍‌‍‌‍​ ‌‌​ ​‍​ ‍‌‌‍​‌‌‍‌​​ ‍​‌‍​‍​ ‍‌​ ​‍​ ‌​​ ​ ​‍‌‌​ ​‍​ ​‍​‍‌‌​ ‌‌‌​‌​​‍ ‍‌‍ ‍‌‍​‌‌‍ ‌‌‍‌‌​‍‌‍‌ ​​‌‍‌‌‌ ​‍‌ ​ ‌ ​​‌‍‌‌‌‍​ ‌ ‌​‌‍‍‌‌ ‌‍‌‍‌‌​ ‌‌ ​​‌ ‌‌‌‍​‍‌‍ ​‌‍‍‌‌ ​ ‌‍‍​‌‍‌‌‌‍‌​​‍​‍‌ ‌
@chelseapiersnyc​​​​‌ ‍ ​‍​‍‌‍ ‌ ​‍‌‍‍‌‌‍‌ ‌‍‍‌‌‍ ‍​‍​‍​ ‍‍​‍​‍‌ ​ ‌‍​‌‌‍ ‍‌‍‍‌‌ ‌​‌ ‍‌​‍ ‍‌‍‍‌‌‍ ​‍​‍​‍ ​​‍​‍‌‍‍​‌ ​‍‌‍‌‌‌‍‌‍​‍​‍​ ‍‍​‍​‍‌‍‍​‌ ‌​‌ ‌​‌ ​​‌ ​ ​ ‍‍​‍ ​‍ ‌‍​ ‌‍‍​‌‍‌‌‌‍ ​‌ ​ ‌‍‌‌‌‍​‌‌ ​​‌‍‍‌‌‍‌‌‌ ​‍‌ ​ ​‍ ‍‌ ​ ‌‍​‌‌‍ ‍‌‍‍‌‌ ‌​‌ ‍‌​‍ ‍‌ ​ ‌ ‌​‌ ‌‌‌‍‌​‌‍‍‌‌‍ ​‍ ‌‍‍‌‌‍ ‍‌ ‌​‌‍‌‌‌‍ ‍‌ ‌​​‍ ‌‍‌‌‌‍‌​‌‍‍‌‌ ‌​​‍ ‌‍ ‌‌‍ ‌‍‌​‌‍‌‌​ ‌‌ ​​‌ ​‍‌‍‌‌‌ ​ ‌‍‌‌‌‍ ‍‌ ‌​‌‍​‌‌ ‌​‌‍‍‌‌‍ ‌‍ ‍​ ‍ ‌‍‍‌‌‍‌​​ ‌‌‍‌‍‌‍ ‌‍ ‌ ‌​‌‍‌‌‌ ​‍​ ‍ ‌ ‌​‌ ‍‌‌ ​​‌‍‌‌​ ‌‌‍‌‍‌‍ ‌‍ ‌ ‌​‌‍‌‌‌ ​‍​ ‍ ‌ ​​‌‍​‌‌ ‌​‌‍‍​​ ‌‌‍​ ‌‍ ‌‍ ​‌ ‌‌‌‍ ‌‌‍ ‍‌ ​ ​‍‌‌​ ‌‌‌​​‍‌‌ ‌‍‍ ‌‍‌‌‌ ‍‌​‍‌‌​ ​ ‌​‌​​‍‌‌​ ​ ‌​‌​​‍‌‌​ ​‍​ ​‍​ ‍​‌‍​‍‌‍‌​​ ​‌‌‍​‍‌‍‌‌‌‍‌‌‌‍‌​‌‍​‌​ ​‍‌‍‌‌‌‍​‌​‍‌‌​ ​‍​ ​‍​‍‌‌​ ‌‌‌​‌​​‍ ‍‌‍ ​‌‍‍‌‌‍ ‍‌‍‍ ‌ ​ ​‍‌‌​ ‌‌‌​​‍‌‌ ‌‍‍ ‌‍‌‌‌ ‍‌​‍‌‌​ ​ ‌​‌​​‍‌‌​ ​ ‌​‌​​‍‌‌​ ​‍​ ​‍​ ‌​​ ​ ​ ​​‌‍‌‌‌‍​ ‌‍​‌​ ​​​ ‌​‌‍‌‌‌‍‌‍​ ‌​​ ‍‌​‍‌‌​ ​‍​ ​‍​‍‌‌​ ‌‌‌​‌​​‍ ‍‌‍ ‍‌‍​‌‌‍ ‌‌‍‌‌​ ‌‍​‍‌‍​‌‌ ​ ‌‍‌‌‌‌‌‌‌ ​‍‌‍ ​​ ‌‌‍‍​‌ ‌​‌ ‌​‌ ​​‌ ​ ​‍‌‌​ ​ ‌​​‌​‍‌‌​ ​‍‌​‌‍​‍‌‌​ ​‍‌​‌‍‌‍​ ‌‍‍​‌‍‌‌‌‍ ​‌ ​ ‌‍‌‌‌‍​‌‌ ​​‌‍‍‌‌‍‌‌‌ ​‍‌ ​ ​‍ ‍‌ ​ ‌‍​‌‌‍ ‍‌‍‍‌‌ ‌​‌ ‍‌​‍ ‍‌ ​ ‌ ‌​‌ ‌‌‌‍‌​‌‍‍‌‌‍ ​‍‌‍‌‍‍‌‌‍‌​​ ‌‌‍‌‍‌‍ ‌‍ ‌ ‌​‌‍‌‌‌ ​‍​‍‌‍‌ ‌​‌ ‍‌‌ ​​‌‍‌‌​ ‌‌‍‌‍‌‍ ‌‍ ‌ ‌​‌‍‌‌‌ ​‍​‍‌‍‌ ​​‌‍​‌‌ ‌​‌‍‍​​ ‌‌‍​ ‌‍ ‌‍ ​‌ ‌‌‌‍ ‌‌‍ ‍‌ ​ ​‍‌‌​ ‌‌‌​​‍‌‌ ‌‍‍ ‌‍‌‌‌ ‍‌​‍‌‌​ ​ ‌​‌​​‍‌‌​ ​ ‌​‌​​‍‌‌​ ​‍​ ​‍​ ‍​‌‍​‍‌‍‌​​ ​‌‌‍​‍‌‍‌‌‌‍‌‌‌‍‌​‌‍​‌​ ​‍‌‍‌‌‌‍​‌​‍‌‌​ ​‍​ ​‍​‍‌‌​ ‌‌‌​‌​​‍ ‍‌‍ ​‌‍‍‌‌‍ ‍‌‍‍ ‌ ​ ​‍‌‌​ ‌‌‌​​‍‌‌ ‌‍‍ ‌‍‌‌‌ ‍‌​‍‌‌​ ​ ‌​‌​​‍‌‌​ ​ ‌​‌​​‍‌‌​ ​‍​ ​‍​ ‌​​ ​ ​ ​​‌‍‌‌‌‍​ ‌‍​‌​ ​​​ ‌​‌‍‌‌‌‍‌‍​ ‌​​ ‍‌​‍‌‌​ ​‍​ ​‍​‍‌‌​ ‌‌‌​‌​​‍ ‍‌‍ ‍‌‍​‌‌‍ ‌‌‍‌‌​‍‌‍‌ ​​‌‍‌‌‌ ​‍‌ ​ ‌ ​​‌‍‌‌‌‍​ ‌ ‌​‌‍‍‌‌ ‌‍‌‍‌‌​ ‌‌ ​​‌ ‌‌‌‍​‍‌‍ ​‌‍‍‌‌ ​ ‌‍‍​‌‍‌‌‌‍‌​​‍​‍‌ ‌
@chelseapiersbrooklyn​​​​‌ ‍ ​‍​‍‌‍ ‌ ​‍‌‍‍‌‌‍‌ ‌‍‍‌‌‍ ‍​‍​‍​ ‍‍​‍​‍‌ ​ ‌‍​‌‌‍ ‍‌‍‍‌‌ ‌​‌ ‍‌​‍ ‍‌‍‍‌‌‍ ​‍​‍​‍ ​​‍​‍‌‍‍​‌ ​‍‌‍‌‌‌‍‌‍​‍​‍​ ‍‍​‍​‍‌‍‍​‌ ‌​‌ ‌​‌ ​​‌ ​ ​ ‍‍​‍ ​‍ ‌‍​ ‌‍‍​‌‍‌‌‌‍ ​‌ ​ ‌‍‌‌‌‍​‌‌ ​​‌‍‍‌‌‍‌‌‌ ​‍‌ ​ ​‍ ‍‌ ​ ‌‍​‌‌‍ ‍‌‍‍‌‌ ‌​‌ ‍‌​‍ ‍‌ ​ ‌ ‌​‌ ‌‌‌‍‌​‌‍‍‌‌‍ ​‍ ‌‍‍‌‌‍ ‍‌ ‌​‌‍‌‌‌‍ ‍‌ ‌​​‍ ‌‍‌‌‌‍‌​‌‍‍‌‌ ‌​​‍ ‌‍ ‌‌‍ ‌‍‌​‌‍‌‌​ ‌‌ ​​‌ ​‍‌‍‌‌‌ ​ ‌‍‌‌‌‍ ‍‌ ‌​‌‍​‌‌ ‌​‌‍‍‌‌‍ ‌‍ ‍​ ‍ ‌‍‍‌‌‍‌​​ ‌‌‍‌‍‌‍ ‌‍ ‌ ‌​‌‍‌‌‌ ​‍​ ‍ ‌ ‌​‌ ‍‌‌ ​​‌‍‌‌​ ‌‌‍‌‍‌‍ ‌‍ ‌ ‌​‌‍‌‌‌ ​‍​ ‍ ‌ ​​‌‍​‌‌ ‌​‌‍‍​​ ‌‌‍​ ‌‍ ‌‍ ​‌ ‌‌‌‍ ‌‌‍ ‍‌ ​ ​‍‌‌​ ‌‌‌​​‍‌‌ ‌‍‍ ‌‍‌‌‌ ‍‌​‍‌‌​ ​ ‌​‌​​‍‌‌​ ​ ‌​‌​​‍‌‌​ ​‍​ ​‍​ ‍​‌‍​‍‌‍‌​​ ​‌‌‍​‍‌‍‌‌‌‍‌‌‌‍‌​‌‍​‌​ ​‍‌‍‌‌‌‍​‌​‍‌‌​ ​‍​ ​‍​‍‌‌​ ‌‌‌​‌​​‍ ‍‌‍ ​‌‍‍‌‌‍ ‍‌‍‍ ‌ ​ ​‍‌‌​ ‌‌‌​​‍‌‌ ‌‍‍ ‌‍‌‌‌ ‍‌​‍‌‌​ ​ ‌​‌​​‍‌‌​ ​ ‌​‌​​‍‌‌​ ​‍​ ​‍​ ​ ​ ‌ ​ ‍​​ ​‌‌‍‌​​ ​‍‌‍‌​‌‍​‍‌‍‌‌​ ‌ ​ ​‍​ ​​​ ‌‍​ ‍‌​ ‌‌​ ​ ​ ​‍​ ‌​‌‍‌‍‌‍‌‍‌‍​‌​ ‌‌​ ‌‌‌‍​‍‌‍​ ‌‍‌‌​ ‌‌‌‍‌‌‌‍​ ‌‍​‌​ ‍​​ ​‍​‍‌‌​ ​‍​ ​‍​‍‌‌​ ‌‌‌​‌​​‍ ‍‌‍ ‍‌‍​‌‌‍ ‌‌‍‌‌​ ‌‍​‍‌‍​‌‌ ​ ‌‍‌‌‌‌‌‌‌ ​‍‌‍ ​​ ‌‌‍‍​‌ ‌​‌ ‌​‌ ​​‌ ​ ​‍‌‌​ ​ ‌​​‌​‍‌‌​ ​‍‌​‌‍​‍‌‌​ ​‍‌​‌‍‌‍​ ‌‍‍​‌‍‌‌‌‍ ​‌ ​ ‌‍‌‌‌‍​‌‌ ​​‌‍‍‌‌‍‌‌‌ ​‍‌ ​ ​‍ ‍‌ ​ ‌‍​‌‌‍ ‍‌‍‍‌‌ ‌​‌ ‍‌​‍ ‍‌ ​ ‌ ‌​‌ ‌‌‌‍‌​‌‍‍‌‌‍ ​‍‌‍‌‍‍‌‌‍‌​​ ‌‌‍‌‍‌‍ ‌‍ ‌ ‌​‌‍‌‌‌ ​‍​‍‌‍‌ ‌​‌ ‍‌‌ ​​‌‍‌‌​ ‌‌‍‌‍‌‍ ‌‍ ‌ ‌​‌‍‌‌‌ ​‍​‍‌‍‌ ​​‌‍​‌‌ ‌​‌‍‍​​ ‌‌‍​ ‌‍ ‌‍ ​‌ ‌‌‌‍ ‌‌‍ ‍‌ ​ ​‍‌‌​ ‌‌‌​​‍‌‌ ‌‍‍ ‌‍‌‌‌ ‍‌​‍‌‌​ ​ ‌​‌​​‍‌‌​ ​ ‌​‌​​‍‌‌​ ​‍​ ​‍​ ‍​‌‍​‍‌‍‌​​ ​‌‌‍​‍‌‍‌‌‌‍‌‌‌‍‌​‌‍​‌​ ​‍‌‍‌‌‌‍​‌​‍‌‌​ ​‍​ ​‍​‍‌‌​ ‌‌‌​‌​​‍ ‍‌‍ ​‌‍‍‌‌‍ ‍‌‍‍ ‌ ​ ​‍‌‌​ ‌‌‌​​‍‌‌ ‌‍‍ ‌‍‌‌‌ ‍‌​‍‌‌​ ​ ‌​‌​​‍‌‌​ ​ ‌​‌​​‍‌‌​ ​‍​ ​‍​ ​ ​ ‌ ​ ‍​​ ​‌‌‍‌​​ ​‍‌‍‌​‌‍​‍‌‍‌‌​ ‌ ​ ​‍​ ​​​ ‌‍​ ‍‌​ ‌‌​ ​ ​ ​‍​ ‌​‌‍‌‍‌‍‌‍‌‍​‌​ ‌‌​ ‌‌‌‍​‍‌‍​ ‌‍‌‌​ ‌‌‌‍‌‌‌‍​ ‌‍​‌​ ‍​​ ​‍​‍‌‌​ ​‍​ ​‍​‍‌‌​ ‌‌‌​‌​​‍ ‍‌‍ ‍‌‍​‌‌‍ ‌‌‍‌‌​‍‌‍‌ ​​‌‍‌‌‌ ​‍‌ ​ ‌ ​​‌‍‌‌‌‍​ ‌ ‌​‌‍‍‌‌ ‌‍‌‍‌‌​ ‌‌ ​​‌ ‌‌‌‍​‍‌‍ ​‌‍‍‌‌ ​ ‌‍‍​‌‍‌‌‌‍‌​​‍​‍‌ ‌
@chelseapiersct​​​​‌ ‍ ​‍​‍‌‍ ‌ ​‍‌‍‍‌‌‍‌ ‌‍‍‌‌‍ ‍​‍​‍​ ‍‍​‍​‍‌ ​ ‌‍​‌‌‍ ‍‌‍‍‌‌ ‌​‌ ‍‌​‍ ‍‌‍‍‌‌‍ ​‍​‍​‍ ​​‍​‍‌‍‍​‌ ​‍‌‍‌‌‌‍‌‍​‍​‍​ ‍‍​‍​‍‌‍‍​‌ ‌​‌ ‌​‌ ​​‌ ​ ​ ‍‍​‍ ​‍ ‌‍​ ‌‍‍​‌‍‌‌‌‍ ​‌ ​ ‌‍‌‌‌‍​‌‌ ​​‌‍‍‌‌‍‌‌‌ ​‍‌ ​ ​‍ ‍‌ ​ ‌‍​‌‌‍ ‍‌‍‍‌‌ ‌​‌ ‍‌​‍ ‍‌ ​ ‌ ‌​‌ ‌‌‌‍‌​‌‍‍‌‌‍ ​‍ ‌‍‍‌‌‍ ‍‌ ‌​‌‍‌‌‌‍ ‍‌ ‌​​‍ ‌‍‌‌‌‍‌​‌‍‍‌‌ ‌​​‍ ‌‍ ‌‌‍ ‌‍‌​‌‍‌‌​ ‌‌ ​​‌ ​‍‌‍‌‌‌ ​ ‌‍‌‌‌‍ ‍‌ ‌​‌‍​‌‌ ‌​‌‍‍‌‌‍ ‌‍ ‍​ ‍ ‌‍‍‌‌‍‌​​ ‌‌‍‌‍‌‍ ‌‍ ‌ ‌​‌‍‌‌‌ ​‍​ ‍ ‌ ‌​‌ ‍‌‌ ​​‌‍‌‌​ ‌‌‍‌‍‌‍ ‌‍ ‌ ‌​‌‍‌‌‌ ​‍​ ‍ ‌ ​​‌‍​‌‌ ‌​‌‍‍​​ ‌‌‍​ ‌‍ ‌‍ ​‌ ‌‌‌‍ ‌‌‍ ‍‌ ​ ​‍‌‌​ ‌‌‌​​‍‌‌ ‌‍‍ ‌‍‌‌‌ ‍‌​‍‌‌​ ​ ‌​‌​​‍‌‌​ ​ ‌​‌​​‍‌‌​ ​‍​ ​‍​ ‍​‌‍​‍‌‍‌​​ ​‌‌‍​‍‌‍‌‌‌‍‌‌‌‍‌​‌‍​‌​ ​‍‌‍‌‌‌‍​‌​‍‌‌​ ​‍​ ​‍​‍‌‌​ ‌‌‌​‌​​‍ ‍‌‍ ​‌‍‍‌‌‍ ‍‌‍‍ ‌ ​ ​‍‌‌​ ‌‌‌​​‍‌‌ ‌‍‍ ‌‍‌‌‌ ‍‌​‍‌‌​ ​ ‌​‌​​‍‌‌​ ​ ‌​‌​​‍‌‌​ ​‍​ ​‍‌‍​‌‌‍‌​​ ‌ ‌‍‌‌‌‍​ ​ ‌‌​ ‌‍​ ‌​​ ​​​ ‌ ‌‍​‍‌‍​‌‌‍‌​​ ‌‍‌‍‌‍​ ‍​​ ‍‌‌‍‌‍‌‍​‍​ ‌‍‌‍​‍​ ​​​ ‌​​ ​ ‌‍‌​‌‍​‍​ ​‌​ ‌‍​ ​ ​ ‌ ​ ​‌​ ‌‍​‍‌‌​ ​‍​ ​‍​‍‌‌​ ‌‌‌​‌​​‍ ‍‌‍ ‍‌‍​‌‌‍ ‌‌‍‌‌​ ‌‍​‍‌‍​‌‌ ​ ‌‍‌‌‌‌‌‌‌ ​‍‌‍ ​​ ‌‌‍‍​‌ ‌​‌ ‌​‌ ​​‌ ​ ​‍‌‌​ ​ ‌​​‌​‍‌‌​ ​‍‌​‌‍​‍‌‌​ ​‍‌​‌‍‌‍​ ‌‍‍​‌‍‌‌‌‍ ​‌ ​ ‌‍‌‌‌‍​‌‌ ​​‌‍‍‌‌‍‌‌‌ ​‍‌ ​ ​‍ ‍‌ ​ ‌‍​‌‌‍ ‍‌‍‍‌‌ ‌​‌ ‍‌​‍ ‍‌ ​ ‌ ‌​‌ ‌‌‌‍‌​‌‍‍‌‌‍ ​‍‌‍‌‍‍‌‌‍‌​​ ‌‌‍‌‍‌‍ ‌‍ ‌ ‌​‌‍‌‌‌ ​‍​‍‌‍‌ ‌​‌ ‍‌‌ ​​‌‍‌‌​ ‌‌‍‌‍‌‍ ‌‍ ‌ ‌​‌‍‌‌‌ ​‍​‍‌‍‌ ​​‌‍​‌‌ ‌​‌‍‍​​ ‌‌‍​ ‌‍ ‌‍ ​‌ ‌‌‌‍ ‌‌‍ ‍‌ ​ ​‍‌‌​ ‌‌‌​​‍‌‌ ‌‍‍ ‌‍‌‌‌ ‍‌​‍‌‌​ ​ ‌​‌​​‍‌‌​ ​ ‌​‌​​‍‌‌​ ​‍​ ​‍​ ‍​‌‍​‍‌‍‌​​ ​‌‌‍​‍‌‍‌‌‌‍‌‌‌‍‌​‌‍​‌​ ​‍‌‍‌‌‌‍​‌​‍‌‌​ ​‍​ ​‍​‍‌‌​ ‌‌‌​‌​​‍ ‍‌‍ ​‌‍‍‌‌‍ ‍‌‍‍ ‌ ​ ​‍‌‌​ ‌‌‌​​‍‌‌ ‌‍‍ ‌‍‌‌‌ ‍‌​‍‌‌​ ​ ‌​‌​​‍‌‌​ ​ ‌​‌​​‍‌‌​ ​‍​ ​‍‌‍​‌‌‍‌​​ ‌ ‌‍‌‌‌‍​ ​ ‌‌​ ‌‍​ ‌​​ ​​​ ‌ ‌‍​‍‌‍​‌‌‍‌​​ ‌‍‌‍‌‍​ ‍​​ ‍‌‌‍‌‍‌‍​‍​ ‌‍‌‍​‍​ ​​​ ‌​​ ​ ‌‍‌​‌‍​‍​ ​‌​ ‌‍​ ​ ​ ‌ ​ ​‌​ ‌‍​‍‌‌​ ​‍​ ​‍​‍‌‌​ ‌‌‌​‌​​‍ ‍‌‍ ‍‌‍​‌‌‍ ‌‌‍‌‌​‍‌‍‌ ​​‌‍‌‌‌ ​‍‌ ​ ‌ ​​‌‍‌‌‌‍​ ‌ ‌​‌‍‍‌‌ ‌‍‌‍‌‌​ ‌‌ ​​‌ ‌‌‌‍​‍‌‍ ​‌‍‍‌‌ ​ ‌‍‍​‌‍‌‌‌‍‌​​‍​‍‌ ‌